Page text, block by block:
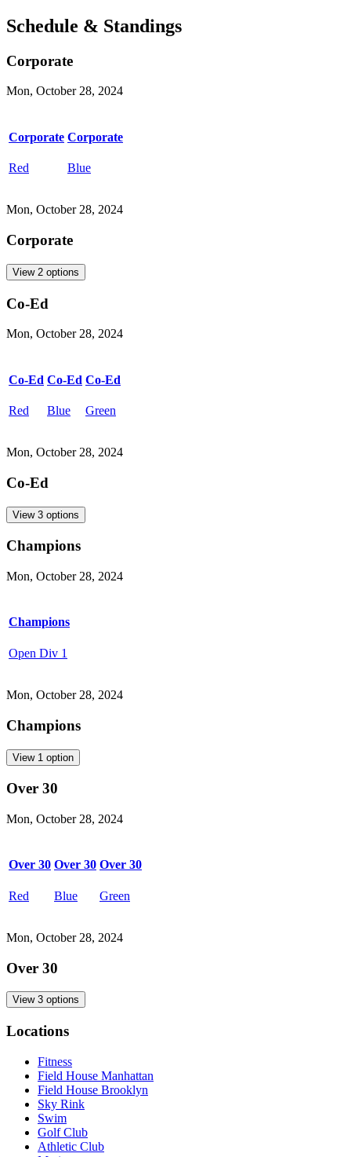
Schedule & Standings​​​​‌ ‍ ​‍​‍‌‍ ‌ ​‍‌‍‍‌‌‍‌ ‌‍‍‌‌‍ ‍​‍​‍​ ‍‍​‍​‍‌ ​ ‌‍​‌‌‍ ‍‌‍‍‌‌ ‌​‌ ‍‌​‍ ‍‌‍‍‌‌‍ ​‍​‍​‍ ​​‍​‍‌‍‍​‌ ​‍‌‍‌‌‌‍‌‍​‍​‍​ ‍‍​‍​‍‌‍‍​‌ ‌​‌ ‌​‌ ​​‌ ​ ​ ‍‍​‍ ​‍ ‌‍​ ‌‍‍​‌‍‌‌‌‍ ​‌ ​ ‌‍‌‌‌‍​‌‌ ​​‌‍‍‌‌‍‌‌‌ ​‍‌ ​ ​‍ ‍‌ ​ ‌‍​‌‌‍ ‍‌‍‍‌‌ ‌​‌ ‍‌​‍ ‍‌ ​ ‌ ‌​‌ ‌‌‌‍‌​‌‍‍‌‌‍ ​‍ ‌‍‍‌‌‍ ‍‌ ‌​‌‍‌‌‌‍ ‍‌ ‌​​‍ ‌‍‌‌‌‍‌​‌‍‍‌‌ ‌​​‍ ‌‍ ‌‌‍ ‌‍‌​‌‍‌‌​ ‌‌ ​​‌ ​‍‌‍‌‌‌ ​ ‌‍‌‌‌‍ ‍‌ ‌​‌‍​‌‌ ‌​‌‍‍‌‌‍ ‌‍ ‍​ ‍ ‌‍‍‌‌‍‌​​ ‌​ ‍​‌‍​‍​ ‍​​ ‌​​ ‌ ‌‍‌​‌‍​ ​ ‌‍​‍ ‌‌‍​ ​ ‍​‌‍​‌‌‍‌‌​‍ ‌​ ‌​​ ​​‌‍‌​​ ‌ ​‍ ‌​ ‍‌​ ‌ ‌‍‌‍​ ‌‌​‍ ‌‌‍‌‌​ ‌ ​ ​‍​ ‌​​ ​​‌‍‌‌​ ​‍​ ‌​​ ‌‌​ ‌‌​ ‍​​ ‌‍​ ‍ ‌ ‌​‌ ‍‌‌ ​​‌‍‌‌​ ‌‌ ‌‍‌‍‌‌‌‍ ‍‌ ‌‌‌‍‌‌‌‌​ ‌‍ ​‌ ‌‌‌‍‌ ‌‌​​‌‍​‌‌‍‌ ‌‍‌‌​ ‍ ‌ ​​‌‍​‌‌ ‌​‌‍‍​​ ‌‌ ​​‌‍​‌‌‍‌ ‌‍‌‌‌​​‍‌ ‌‌‌‍‍‌‌‍ ​‌‍‌​‌‍‌‌‌ ​‍​‍‌‌​ ‌‌‌​​‍‌‌ ‌‍‍ ‌‍‌‌‌ ‍‌​‍‌‌​ ​ ‌​‌​​‍‌‌​ ​ ‌​‌​​‍‌‌​ ​‍​ ​‍​ ‌​​ ​​​ ‌‍​ ‌‍​ ​‌​ ‌‌​ ‌‍‌‍​‌‌‍‌​​ ‌​​ ‍‌​ ‌‍​‍‌‌​ ​‍​ ​‍​‍‌‌​ ‌‌‌​‌​​‍ ‍‌ ‌​‌‍‍‌‌ ‌​‌‍ ​‌‍‌‌​ ‌‍​‍‌‍​‌‌ ​ ‌‍‌‌‌‌‌‌‌ ​‍‌‍ ​​ ‌‌‍‍​‌ ‌​‌ ‌​‌ ​​‌ ​ ​‍‌‌​ ​ ‌​​‌​‍‌‌​ ​‍‌​‌‍​‍‌‌​ ​‍‌​‌‍‌‍​ ‌‍‍​‌‍‌‌‌‍ ​‌ ​ ‌‍‌‌‌‍​‌‌ ​​‌‍‍‌‌‍‌‌‌ ​‍‌ ​ ​‍ ‍‌ ​ ‌‍​‌‌‍ ‍‌‍‍‌‌ ‌​‌ ‍‌​‍ ‍‌ ​ ‌ ‌​‌ ‌‌‌‍‌​‌‍‍‌‌‍ ​‍‌‍‌‍‍‌‌‍‌​​ ‌​ ‍​‌‍​‍​ ‍​​ ‌​​ ‌ ‌‍‌​‌‍​ ​ ‌‍​‍ ‌‌‍​ ​ ‍​‌‍​‌‌‍‌‌​‍ ‌​ ‌​​ ​​‌‍‌​​ ‌ ​‍ ‌​ ‍‌​ ‌ ‌‍‌‍​ ‌‌​‍ ‌‌‍‌‌​ ‌ ​ ​‍​ ‌​​ ​​‌‍‌‌​ ​‍​ ‌​​ ‌‌​ ‌‌​ ‍​​ ‌‍​‍‌‍‌ ‌​‌ ‍‌‌ ​​‌‍‌‌​ ‌‌ ‌‍‌‍‌‌‌‍ ‍‌ ‌‌‌‍‌‌‌‌​ ‌‍ ​‌ ‌‌‌‍‌ ‌‌​​‌‍​‌‌‍‌ ‌‍‌‌​‍‌‍‌ ​​‌‍​‌‌ ‌​‌‍‍​​ ‌‌ ​​‌‍​‌‌‍‌ ‌‍‌‌‌​​‍‌ ‌‌‌‍‍‌‌‍ ​‌‍‌​‌‍‌‌‌ ​‍​‍‌‌​ ‌‌‌​​‍‌‌ ‌‍‍ ‌‍‌‌‌ ‍‌​‍‌‌​ ​ ‌​‌​​‍‌‌​ ​ ‌​‌​​‍‌‌​ ​‍​ ​‍​ ‌​​ ​​​ ‌‍​ ‌‍​ ​‌​ ‌‌​ ‌‍‌‍​‌‌‍‌​​ ‌​​ ‍‌​ ‌‍​‍‌‌​ ​‍​ ​‍​‍‌‌​ ‌‌‌​‌​​‍ ‍‌ ‌​‌‍‍‌‌ ‌​‌‍ ​‌‍‌‌​‍‌‍‌ ​​‌‍‌‌‌ ​‍‌ ​ ‌ ​​‌‍‌‌‌‍​ ‌ ‌​‌‍‍‌‌ ‌‍‌‍‌‌​ ‌‌ ​​‌ ‌‌‌‍​‍‌‍ ​‌‍‍‌‌ ​ ‌‍‍​‌‍‌‌‌‍‌​​‍​‍‌ ‌
Corporate​​​​‌ ‍ ​‍​‍‌‍ ‌ ​‍‌‍‍‌‌‍‌ ‌‍‍‌‌‍ ‍​‍​‍​ ‍‍​‍​‍‌ ​ ‌‍​‌‌‍ ‍‌‍‍‌‌ ‌​‌ ‍‌​‍ ‍‌‍‍‌‌‍ ​‍​‍​‍ ​​‍​‍‌‍‍​‌ ​‍‌‍‌‌‌‍‌‍​‍​‍​ ‍‍​‍​‍‌‍‍​‌ ‌​‌ ‌​‌ ​​‌ ​ ​ ‍‍​‍ ​‍ ‌‍​ ‌‍‍​‌‍‌‌‌‍ ​‌ ​ ‌‍‌‌‌‍​‌‌ ​​‌‍‍‌‌‍‌‌‌ ​‍‌ ​ ​‍ ‍‌ ​ ‌‍​‌‌‍ ‍‌‍‍‌‌ ‌​‌ ‍‌​‍ ‍‌ ​ ‌ ‌​‌ ‌‌‌‍‌​‌‍‍‌‌‍ ​‍ ‌‍‍‌‌‍ ‍‌ ‌​‌‍‌‌‌‍ ‍‌ ‌​​‍ ‌‍‌‌‌‍‌​‌‍‍‌‌ ‌​​‍ ‌‍ ‌‌‍ ‌‍‌​‌‍‌‌​ ‌‌ ​​‌ ​‍‌‍‌‌‌ ​ ‌‍‌‌‌‍ ‍‌ ‌​‌‍​‌‌ ‌​‌‍‍‌‌‍ ‌‍ ‍​ ‍ ‌‍‍‌‌‍‌​​ ‌​ ‍​‌‍​‍​ ‍​​ ‌​​ ‌ ‌‍‌​‌‍​ ​ ‌‍​‍ ‌‌‍​ ​ ‍​‌‍​‌‌‍‌‌​‍ ‌​ ‌​​ ​​‌‍‌​​ ‌ ​‍ ‌​ ‍‌​ ‌ ‌‍‌‍​ ‌‌​‍ ‌‌‍‌‌​ ‌ ​ ​‍​ ‌​​ ​​‌‍‌‌​ ​‍​ ‌​​ ‌‌​ ‌‌​ ‍​​ ‌‍​ ‍ ‌ ‌​‌ ‍‌‌ ​​‌‍‌‌​ ‌‌ ‌‍‌‍‌‌‌‍ ‍‌ ‌‌‌‍‌‌‌‌​ ‌‍ ​‌ ‌‌‌‍‌ ‌‌​​‌‍​‌‌‍‌ ‌‍‌‌​ ‍ ‌ ​​‌‍​‌‌ ‌​‌‍‍​​ ‌‌ ​​‌‍​‌‌‍‌ ‌‍‌‌‌​​‍‌ ‌‌‌‍‍‌‌‍ ​‌‍‌​‌‍‌‌‌ ​‍​‍‌‌​ ‌‌‌​​‍‌‌ ‌‍‍ ‌‍‌‌‌ ‍‌​‍‌‌​ ​ ‌​‌​​‍‌‌​ ​ ‌​‌​​‍‌‌​ ​‍​ ​‍​ ‌​​ ​​​ ‌‍​ ‌‍​ ​‌​ ‌‌​ ‌‍‌‍​‌‌‍‌​​ ‌​​ ‍‌​ ‌‍​‍‌‌​ ​‍​ ​‍​‍‌‌​ ‌‌‌​‌​​‍ ‍‌‍‌​‌‍​‌‌ ‌​‌‍‌‌‌‌​ ‌‍‌‌‌‍​ ‌ ‌​‌‍‍‌‌‍ ‌‍ ‍‌ ​ ​‍‌‌​ ‌‌‌​​‍‌‌ ‌‍‍ ‌‍‌‌‌ ‍‌​‍‌‌​ ​ ‌​‌​​‍‌‌​ ​ ‌​‌​​‍‌‌​ ​‍​ ​‍‌‍​‌​ ‌​​ ​​‌‍​‍​ ​‌​ ​​​ ​‌​ ‍​‌‍‌​‌‍​‍‌‍‌‌‌‍​ ​‍‌‌​ ​‍​ ​‍​‍‌‌​ ‌‌‌​‌​​‍ ‍‌‍‌​‌‍​‌‌ ‌​‌‍‌‌‌​ ‍‌‍​‌‌‍ ‌‌‍‌‌​ ‌‍​‍‌‍​‌‌ ​ ‌‍‌‌‌‌‌‌‌ ​‍‌‍ ​​ ‌‌‍‍​‌ ‌​‌ ‌​‌ ​​‌ ​ ​‍‌‌​ ​ ‌​​‌​‍‌‌​ ​‍‌​‌‍​‍‌‌​ ​‍‌​‌‍‌‍​ ‌‍‍​‌‍‌‌‌‍ ​‌ ​ ‌‍‌‌‌‍​‌‌ ​​‌‍‍‌‌‍‌‌‌ ​‍‌ ​ ​‍ ‍‌ ​ ‌‍​‌‌‍ ‍‌‍‍‌‌ ‌​‌ ‍‌​‍ ‍‌ ​ ‌ ‌​‌ ‌‌‌‍‌​‌‍‍‌‌‍ ​‍‌‍‌‍‍‌‌‍‌​​ ‌​ ‍​‌‍​‍​ ‍​​ ‌​​ ‌ ‌‍‌​‌‍​ ​ ‌‍​‍ ‌‌‍​ ​ ‍​‌‍​‌‌‍‌‌​‍ ‌​ ‌​​ ​​‌‍‌​​ ‌ ​‍ ‌​ ‍‌​ ‌ ‌‍‌‍​ ‌‌​‍ ‌‌‍‌‌​ ‌ ​ ​‍​ ‌​​ ​​‌‍‌‌​ ​‍​ ‌​​ ‌‌​ ‌‌​ ‍​​ ‌‍​‍‌‍‌ ‌​‌ ‍‌‌ ​​‌‍‌‌​ ‌‌ ‌‍‌‍‌‌‌‍ ‍‌ ‌‌‌‍‌‌‌‌​ ‌‍ ​‌ ‌‌‌‍‌ ‌‌​​‌‍​‌‌‍‌ ‌‍‌‌​‍‌‍‌ ​​‌‍​‌‌ ‌​‌‍‍​​ ‌‌ ​​‌‍​‌‌‍‌ ‌‍‌‌‌​​‍‌ ‌‌‌‍‍‌‌‍ ​‌‍‌​‌‍‌‌‌ ​‍​‍‌‌​ ‌‌‌​​‍‌‌ ‌‍‍ ‌‍‌‌‌ ‍‌​‍‌‌​ ​ ‌​‌​​‍‌‌​ ​ ‌​‌​​‍‌‌​ ​‍​ ​‍​ ‌​​ ​​​ ‌‍​ ‌‍​ ​‌​ ‌‌​ ‌‍‌‍​‌‌‍‌​​ ‌​​ ‍‌​ ‌‍​‍‌‌​ ​‍​ ​‍​‍‌‌​ ‌‌‌​‌​​‍ ‍‌‍‌​‌‍​‌‌ ‌​‌‍‌‌‌‌​ ‌‍‌‌‌‍​ ‌ ‌​‌‍‍‌‌‍ ‌‍ ‍‌ ​ ​‍‌‌​ ‌‌‌​​‍‌‌ ‌‍‍ ‌‍‌‌‌ ‍‌​‍‌‌​ ​ ‌​‌​​‍‌‌​ ​ ‌​‌​​‍‌‌​ ​‍​ ​‍‌‍​‌​ ‌​​ ​​‌‍​‍​ ​‌​ ​​​ ​‌​ ‍​‌‍‌​‌‍​‍‌‍‌‌‌‍​ ​‍‌‌​ ​‍​ ​‍​‍‌‌​ ‌‌‌​‌​​‍ ‍‌‍‌​‌‍​‌‌ ‌​‌‍‌‌‌​ ‍‌‍​‌‌‍ ‌‌‍‌‌​‍‌‍‌ ​​‌‍‌‌‌ ​‍‌ ​ ‌ ​​‌‍‌‌‌‍​ ‌ ‌​‌‍‍‌‌ ‌‍‌‍‌‌​ ‌‌ ​​‌ ‌‌‌‍​‍‌‍ ​‌‍‍‌‌ ​ ‌‍‍​‌‍‌‌‌‍‌​​‍​‍‌ ‌
Mon, October 28, 2024
Corporate​​​​‌ ‍ ​‍​‍‌‍ ‌ ​‍‌‍‍‌‌‍‌ ‌‍‍‌‌‍ ‍​‍​‍​ ‍‍​‍​‍‌ ​ ‌‍​‌‌‍ ‍‌‍‍‌‌ ‌​‌ ‍‌​‍ ‍‌‍‍‌‌‍ ​‍​‍​‍ ​​‍​‍‌‍‍​‌ ​‍‌‍‌‌‌‍‌‍​‍​‍​ ‍‍​‍​‍‌‍‍​‌ ‌​‌ ‌​‌ ​​‌ ​ ​ ‍‍​‍ ​‍ ‌‍​ ‌‍‍​‌‍‌‌‌‍ ​‌ ​ ‌‍‌‌‌‍​‌‌ ​​‌‍‍‌‌‍‌‌‌ ​‍‌ ​ ​‍ ‍‌ ​ ‌‍​‌‌‍ ‍‌‍‍‌‌ ‌​‌ ‍‌​‍ ‍‌ ​ ‌ ‌​‌ ‌‌‌‍‌​‌‍‍‌‌‍ ​‍ ‌‍‍‌‌‍ ‍‌ ‌​‌‍‌‌‌‍ ‍‌ ‌​​‍ ‌‍‌‌‌‍‌​‌‍‍‌‌ ‌​​‍ ‌‍ ‌‌‍ ‌‍‌​‌‍‌‌​ ‌‌ ​​‌ ​‍‌‍‌‌‌ ​ ‌‍‌‌‌‍ ‍‌ ‌​‌‍​‌‌ ‌​‌‍‍‌‌‍ ‌‍ ‍​ ‍ ‌‍‍‌‌‍‌​​ ‌​ ‍​‌‍​‍​ ‍​​ ‌​​ ‌ ‌‍‌​‌‍​ ​ ‌‍​‍ ‌‌‍​ ​ ‍​‌‍​‌‌‍‌‌​‍ ‌​ ‌​​ ​​‌‍‌​​ ‌ ​‍ ‌​ ‍‌​ ‌ ‌‍‌‍​ ‌‌​‍ ‌‌‍‌‌​ ‌ ​ ​‍​ ‌​​ ​​‌‍‌‌​ ​‍​ ‌​​ ‌‌​ ‌‌​ ‍​​ ‌‍​ ‍ ‌ ‌​‌ ‍‌‌ ​​‌‍‌‌​ ‌‌ ‌‍‌‍‌‌‌‍ ‍‌ ‌‌‌‍‌‌‌‌​ ‌‍ ​‌ ‌‌‌‍‌ ‌‌​​‌‍​‌‌‍‌ ‌‍‌‌​ ‍ ‌ ​​‌‍​‌‌ ‌​‌‍‍​​ ‌‌ ​​‌‍​‌‌‍‌ ‌‍‌‌‌​​‍‌ ‌‌‌‍‍‌‌‍ ​‌‍‌​‌‍‌‌‌ ​‍​‍‌‌​ ‌‌‌​​‍‌‌ ‌‍‍ ‌‍‌‌‌ ‍‌​‍‌‌​ ​ ‌​‌​​‍‌‌​ ​ ‌​‌​​‍‌‌​ ​‍​ ​‍​ ‌​​ ​​​ ‌‍​ ‌‍​ ​‌​ ‌‌​ ‌‍‌‍​‌‌‍‌​​ ‌​​ ‍‌​ ‌‍​‍‌‌​ ​‍​ ​‍​‍‌‌​ ‌‌‌​‌​​‍ ‍‌‍‌​‌‍​‌‌ ‌​‌‍‌‌‌‌​ ‌‍‌‌‌‍​ ‌ ‌​‌‍‍‌‌‍ ‌‍ ‍‌ ​ ​‍‌‌​ ‌‌‌​​‍‌‌ ‌‍‍ ‌‍‌‌‌ ‍‌​‍‌‌​ ​ ‌​‌​​‍‌‌​ ​ ‌​‌​​‍‌‌​ ​‍​ ​‍‌‍​‌​ ‌​​ ​​‌‍​‍​ ​‌​ ​​​ ​‌​ ‍​‌‍‌​‌‍​‍‌‍‌‌‌‍​ ​‍‌‌​ ​‍​ ​‍​‍‌‌​ ‌‌‌​‌​​‍ ‍‌‍​ ‌‍​‌‌ ​‍‌‍‌​‌ ​ ​‍‌‌​ ‌‌‌​​‍‌‌ ‌‍‍ ‌‍‌‌‌ ‍‌​‍‌‌​ ​ ‌​‌​​‍‌‌​ ​ ‌​‌​​‍‌‌​ ​‍​ ​‍‌‍​‍​ ​ ​ ​‌​ ​​​ ‍‌‌‍‌‍‌‍​ ​ ​ ‌‍‌​​ ​​‌‍​‍‌‍​ ​‍‌‌​ ​‍​ ​‍​‍‌‌​ ‌‌‌​‌​​‍ ‍‌ ‌​‌‍‍‌‌ ‌​‌‍ ​‌‍‌‌​ ‌‍​‍‌‍​‌‌ ​ ‌‍‌‌‌‌‌‌‌ ​‍‌‍ ​​ ‌‌‍‍​‌ ‌​‌ ‌​‌ ​​‌ ​ ​‍‌‌​ ​ ‌​​‌​‍‌‌​ ​‍‌​‌‍​‍‌‌​ ​‍‌​‌‍‌‍​ ‌‍‍​‌‍‌‌‌‍ ​‌ ​ ‌‍‌‌‌‍​‌‌ ​​‌‍‍‌‌‍‌‌‌ ​‍‌ ​ ​‍ ‍‌ ​ ‌‍​‌‌‍ ‍‌‍‍‌‌ ‌​‌ ‍‌​‍ ‍‌ ​ ‌ ‌​‌ ‌‌‌‍‌​‌‍‍‌‌‍ ​‍‌‍‌‍‍‌‌‍‌​​ ‌​ ‍​‌‍​‍​ ‍​​ ‌​​ ‌ ‌‍‌​‌‍​ ​ ‌‍​‍ ‌‌‍​ ​ ‍​‌‍​‌‌‍‌‌​‍ ‌​ ‌​​ ​​‌‍‌​​ ‌ ​‍ ‌​ ‍‌​ ‌ ‌‍‌‍​ ‌‌​‍ ‌‌‍‌‌​ ‌ ​ ​‍​ ‌​​ ​​‌‍‌‌​ ​‍​ ‌​​ ‌‌​ ‌‌​ ‍​​ ‌‍​‍‌‍‌ ‌​‌ ‍‌‌ ​​‌‍‌‌​ ‌‌ ‌‍‌‍‌‌‌‍ ‍‌ ‌‌‌‍‌‌‌‌​ ‌‍ ​‌ ‌‌‌‍‌ ‌‌​​‌‍​‌‌‍‌ ‌‍‌‌​‍‌‍‌ ​​‌‍​‌‌ ‌​‌‍‍​​ ‌‌ ​​‌‍​‌‌‍‌ ‌‍‌‌‌​​‍‌ ‌‌‌‍‍‌‌‍ ​‌‍‌​‌‍‌‌‌ ​‍​‍‌‌​ ‌‌‌​​‍‌‌ ‌‍‍ ‌‍‌‌‌ ‍‌​‍‌‌​ ​ ‌​‌​​‍‌‌​ ​ ‌​‌​​‍‌‌​ ​‍​ ​‍​ ‌​​ ​​​ ‌‍​ ‌‍​ ​‌​ ‌‌​ ‌‍‌‍​‌‌‍‌​​ ‌​​ ‍‌​ ‌‍​‍‌‌​ ​‍​ ​‍​‍‌‌​ ‌‌‌​‌​​‍ ‍‌‍‌​‌‍​‌‌ ‌​‌‍‌‌‌‌​ ‌‍‌‌‌‍​ ‌ ‌​‌‍‍‌‌‍ ‌‍ ‍‌ ​ ​‍‌‌​ ‌‌‌​​‍‌‌ ‌‍‍ ‌‍‌‌‌ ‍‌​‍‌‌​ ​ ‌​‌​​‍‌‌​ ​ ‌​‌​​‍‌‌​ ​‍​ ​‍‌‍​‌​ ‌​​ ​​‌‍​‍​ ​‌​ ​​​ ​‌​ ‍​‌‍‌​‌‍​‍‌‍‌‌‌‍​ ​‍‌‌​ ​‍​ ​‍​‍‌‌​ ‌‌‌​‌​​‍ ‍‌‍​ ‌‍​‌‌ ​‍‌‍‌​‌ ​ ​‍‌‌​ ‌‌‌​​‍‌‌ ‌‍‍ ‌‍‌‌‌ ‍‌​‍‌‌​ ​ ‌​‌​​‍‌‌​ ​ ‌​‌​​‍‌‌​ ​‍​ ​‍‌‍​‍​ ​ ​ ​‌​ ​​​ ‍‌‌‍‌‍‌‍​ ​ ​ ‌‍‌​​ ​​‌‍​‍‌‍​ ​‍‌‌​ ​‍​ ​‍​‍‌‌​ ‌‌‌​‌​​‍ ‍‌ ‌​‌‍‍‌‌ ‌​‌‍ ​‌‍‌‌​‍‌‍‌ ​​‌‍‌‌‌ ​‍‌ ​ ‌ ​​‌‍‌‌‌‍​ ‌ ‌​‌‍‍‌‌ ‌‍‌‍‌‌​ ‌‌ ​​‌ ‌‌‌‍​‍‌‍ ​‌‍‍‌‌ ​ ‌‍‍​‌‍‌‌‌‍‌​​‍​‍‌ ‌
Red​​​​‌ ‍ ​‍​‍‌‍ ‌ ​‍‌‍‍‌‌‍‌ ‌‍‍‌‌‍ ‍​‍​‍​ ‍‍​‍​‍‌ ​ ‌‍​‌‌‍ ‍‌‍‍‌‌ ‌​‌ ‍‌​‍ ‍‌‍‍‌‌‍ ​‍​‍​‍ ​​‍​‍‌‍‍​‌ ​‍‌‍‌‌‌‍‌‍​‍​‍​ ‍‍​‍​‍‌‍‍​‌ ‌​‌ ‌​‌ ​​‌ ​ ​ ‍‍​‍ ​‍ ‌‍​ ‌‍‍​‌‍‌‌‌‍ ​‌ ​ ‌‍‌‌‌‍​‌‌ ​​‌‍‍‌‌‍‌‌‌ ​‍‌ ​ ​‍ ‍‌ ​ ‌‍​‌‌‍ ‍‌‍‍‌‌ ‌​‌ ‍‌​‍ ‍‌ ​ ‌ ‌​‌ ‌‌‌‍‌​‌‍‍‌‌‍ ​‍ ‌‍‍‌‌‍ ‍‌ ‌​‌‍‌‌‌‍ ‍‌ ‌​​‍ ‌‍‌‌‌‍‌​‌‍‍‌‌ ‌​​‍ ‌‍ ‌‌‍ ‌‍‌​‌‍‌‌​ ‌‌ ​​‌ ​‍‌‍‌‌‌ ​ ‌‍‌‌‌‍ ‍‌ ‌​‌‍​‌‌ ‌​‌‍‍‌‌‍ ‌‍ ‍​ ‍ ‌‍‍‌‌‍‌​​ ‌​ ‍​‌‍​‍​ ‍​​ ‌​​ ‌ ‌‍‌​‌‍​ ​ ‌‍​‍ ‌‌‍​ ​ ‍​‌‍​‌‌‍‌‌​‍ ‌​ ‌​​ ​​‌‍‌​​ ‌ ​‍ ‌​ ‍‌​ ‌ ‌‍‌‍​ ‌‌​‍ ‌‌‍‌‌​ ‌ ​ ​‍​ ‌​​ ​​‌‍‌‌​ ​‍​ ‌​​ ‌‌​ ‌‌​ ‍​​ ‌‍​ ‍ ‌ ‌​‌ ‍‌‌ ​​‌‍‌‌​ ‌‌ ‌‍‌‍‌‌‌‍ ‍‌ ‌‌‌‍‌‌‌‌​ ‌‍ ​‌ ‌‌‌‍‌ ‌‌​​‌‍​‌‌‍‌ ‌‍‌‌​ ‍ ‌ ​​‌‍​‌‌ ‌​‌‍‍​​ ‌‌ ​​‌‍​‌‌‍‌ ‌‍‌‌‌​​‍‌ ‌‌‌‍‍‌‌‍ ​‌‍‌​‌‍‌‌‌ ​‍​‍‌‌​ ‌‌‌​​‍‌‌ ‌‍‍ ‌‍‌‌‌ ‍‌​‍‌‌​ ​ ‌​‌​​‍‌‌​ ​ ‌​‌​​‍‌‌​ ​‍​ ​‍​ ‌​​ ​​​ ‌‍​ ‌‍​ ​‌​ ‌‌​ ‌‍‌‍​‌‌‍‌​​ ‌​​ ‍‌​ ‌‍​‍‌‌​ ​‍​ ​‍​‍‌‌​ ‌‌‌​‌​​‍ ‍‌‍‌​‌‍​‌‌ ‌​‌‍‌‌‌‌​ ‌‍‌‌‌‍​ ‌ ‌​‌‍‍‌‌‍ ‌‍ ‍‌ ​ ​‍‌‌​ ‌‌‌​​‍‌‌ ‌‍‍ ‌‍‌‌‌ ‍‌​‍‌‌​ ​ ‌​‌​​‍‌‌​ ​ ‌​‌​​‍‌‌​ ​‍​ ​‍‌‍​‌​ ‌​​ ​​‌‍​‍​ ​‌​ ​​​ ​‌​ ‍​‌‍‌​‌‍​‍‌‍‌‌‌‍​ ​‍‌‌​ ​‍​ ​‍​‍‌‌​ ‌‌‌​‌​​‍ ‍‌‍​ ‌‍​‌‌ ​‍‌‍‌​‌ ​ ​‍‌‌​ ‌‌‌​​‍‌‌ ‌‍‍ ‌‍‌‌‌ ‍‌​‍‌‌​ ​ ‌​‌​​‍‌‌​ ​ ‌​‌​​‍‌‌​ ​‍​ ​‍‌‍​‍​ ​ ​ ​‌​ ​​​ ‍‌‌‍‌‍‌‍​ ​ ​ ‌‍‌​​ ​​‌‍​‍‌‍​ ​‍‌‌​ ​‍​ ​‍​‍‌‌​ ‌‌‌​‌​​‍ ‍‌‍‌​‌‍‌‌‌ ​ ‌‍​ ‌ ​‍‌‍‍‌‌ ​​‌ ‌​‌‍‍‌‌‍ ‌‍ ‍​‍ ‍‌ ‌​‌‍‌‌‌ ‍​‌ ‌​​ ‌‍​‍‌‍​‌‌ ​ ‌‍‌‌‌‌‌‌‌ ​‍‌‍ ​​ ‌‌‍‍​‌ ‌​‌ ‌​‌ ​​‌ ​ ​‍‌‌​ ​ ‌​​‌​‍‌‌​ ​‍‌​‌‍​‍‌‌​ ​‍‌​‌‍‌‍​ ‌‍‍​‌‍‌‌‌‍ ​‌ ​ ‌‍‌‌‌‍​‌‌ ​​‌‍‍‌‌‍‌‌‌ ​‍‌ ​ ​‍ ‍‌ ​ ‌‍​‌‌‍ ‍‌‍‍‌‌ ‌​‌ ‍‌​‍ ‍‌ ​ ‌ ‌​‌ ‌‌‌‍‌​‌‍‍‌‌‍ ​‍‌‍‌‍‍‌‌‍‌​​ ‌​ ‍​‌‍​‍​ ‍​​ ‌​​ ‌ ‌‍‌​‌‍​ ​ ‌‍​‍ ‌‌‍​ ​ ‍​‌‍​‌‌‍‌‌​‍ ‌​ ‌​​ ​​‌‍‌​​ ‌ ​‍ ‌​ ‍‌​ ‌ ‌‍‌‍​ ‌‌​‍ ‌‌‍‌‌​ ‌ ​ ​‍​ ‌​​ ​​‌‍‌‌​ ​‍​ ‌​​ ‌‌​ ‌‌​ ‍​​ ‌‍​‍‌‍‌ ‌​‌ ‍‌‌ ​​‌‍‌‌​ ‌‌ ‌‍‌‍‌‌‌‍ ‍‌ ‌‌‌‍‌‌‌‌​ ‌‍ ​‌ ‌‌‌‍‌ ‌‌​​‌‍​‌‌‍‌ ‌‍‌‌​‍‌‍‌ ​​‌‍​‌‌ ‌​‌‍‍​​ ‌‌ ​​‌‍​‌‌‍‌ ‌‍‌‌‌​​‍‌ ‌‌‌‍‍‌‌‍ ​‌‍‌​‌‍‌‌‌ ​‍​‍‌‌​ ‌‌‌​​‍‌‌ ‌‍‍ ‌‍‌‌‌ ‍‌​‍‌‌​ ​ ‌​‌​​‍‌‌​ ​ ‌​‌​​‍‌‌​ ​‍​ ​‍​ ‌​​ ​​​ ‌‍​ ‌‍​ ​‌​ ‌‌​ ‌‍‌‍​‌‌‍‌​​ ‌​​ ‍‌​ ‌‍​‍‌‌​ ​‍​ ​‍​‍‌‌​ ‌‌‌​‌​​‍ ‍‌‍‌​‌‍​‌‌ ‌​‌‍‌‌‌‌​ ‌‍‌‌‌‍​ ‌ ‌​‌‍‍‌‌‍ ‌‍ ‍‌ ​ ​‍‌‌​ ‌‌‌​​‍‌‌ ‌‍‍ ‌‍‌‌‌ ‍‌​‍‌‌​ ​ ‌​‌​​‍‌‌​ ​ ‌​‌​​‍‌‌​ ​‍​ ​‍‌‍​‌​ ‌​​ ​​‌‍​‍​ ​‌​ ​​​ ​‌​ ‍​‌‍‌​‌‍​‍‌‍‌‌‌‍​ ​‍‌‌​ ​‍​ ​‍​‍‌‌​ ‌‌‌​‌​​‍ ‍‌‍​ ‌‍​‌‌ ​‍‌‍‌​‌ ​ ​‍‌‌​ ‌‌‌​​‍‌‌ ‌‍‍ ‌‍‌‌‌ ‍‌​‍‌‌​ ​ ‌​‌​​‍‌‌​ ​ ‌​‌​​‍‌‌​ ​‍​ ​‍‌‍​‍​ ​ ​ ​‌​ ​​​ ‍‌‌‍‌‍‌‍​ ​ ​ ‌‍‌​​ ​​‌‍​‍‌‍​ ​‍‌‌​ ​‍​ ​‍​‍‌‌​ ‌‌‌​‌​​‍ ‍‌‍‌​‌‍‌‌‌ ​ ‌‍​ ‌ ​‍‌‍‍‌‌ ​​‌ ‌​‌‍‍‌‌‍ ‌‍ ‍​‍ ‍‌ ‌​‌‍‌‌‌ ‍​‌ ‌​​‍‌‍‌ ​​‌‍‌‌‌ ​‍‌ ​ ‌ ​​‌‍‌‌‌‍​ ‌ ‌​‌‍‍‌‌ ‌‍‌‍‌‌​ ‌‌ ​​‌ ‌‌‌‍​‍‌‍ ​‌‍‍‌‌ ​ ‌‍‍​‌‍‌‌‌‍‌​​‍​‍‌ ‌
Corporate​​​​‌ ‍ ​‍​‍‌‍ ‌ ​‍‌‍‍‌‌‍‌ ‌‍‍‌‌‍ ‍​‍​‍​ ‍‍​‍​‍‌ ​ ‌‍​‌‌‍ ‍‌‍‍‌‌ ‌​‌ ‍‌​‍ ‍‌‍‍‌‌‍ ​‍​‍​‍ ​​‍​‍‌‍‍​‌ ​‍‌‍‌‌‌‍‌‍​‍​‍​ ‍‍​‍​‍‌‍‍​‌ ‌​‌ ‌​‌ ​​‌ ​ ​ ‍‍​‍ ​‍ ‌‍​ ‌‍‍​‌‍‌‌‌‍ ​‌ ​ ‌‍‌‌‌‍​‌‌ ​​‌‍‍‌‌‍‌‌‌ ​‍‌ ​ ​‍ ‍‌ ​ ‌‍​‌‌‍ ‍‌‍‍‌‌ ‌​‌ ‍‌​‍ ‍‌ ​ ‌ ‌​‌ ‌‌‌‍‌​‌‍‍‌‌‍ ​‍ ‌‍‍‌‌‍ ‍‌ ‌​‌‍‌‌‌‍ ‍‌ ‌​​‍ ‌‍‌‌‌‍‌​‌‍‍‌‌ ‌​​‍ ‌‍ ‌‌‍ ‌‍‌​‌‍‌‌​ ‌‌ ​​‌ ​‍‌‍‌‌‌ ​ ‌‍‌‌‌‍ ‍‌ ‌​‌‍​‌‌ ‌​‌‍‍‌‌‍ ‌‍ ‍​ ‍ ‌‍‍‌‌‍‌​​ ‌​ ‍​‌‍​‍​ ‍​​ ‌​​ ‌ ‌‍‌​‌‍​ ​ ‌‍​‍ ‌‌‍​ ​ ‍​‌‍​‌‌‍‌‌​‍ ‌​ ‌​​ ​​‌‍‌​​ ‌ ​‍ ‌​ ‍‌​ ‌ ‌‍‌‍​ ‌‌​‍ ‌‌‍‌‌​ ‌ ​ ​‍​ ‌​​ ​​‌‍‌‌​ ​‍​ ‌​​ ‌‌​ ‌‌​ ‍​​ ‌‍​ ‍ ‌ ‌​‌ ‍‌‌ ​​‌‍‌‌​ ‌‌ ‌‍‌‍‌‌‌‍ ‍‌ ‌‌‌‍‌‌‌‌​ ‌‍ ​‌ ‌‌‌‍‌ ‌‌​​‌‍​‌‌‍‌ ‌‍‌‌​ ‍ ‌ ​​‌‍​‌‌ ‌​‌‍‍​​ ‌‌ ​​‌‍​‌‌‍‌ ‌‍‌‌‌​​‍‌ ‌‌‌‍‍‌‌‍ ​‌‍‌​‌‍‌‌‌ ​‍​‍‌‌​ ‌‌‌​​‍‌‌ ‌‍‍ ‌‍‌‌‌ ‍‌​‍‌‌​ ​ ‌​‌​​‍‌‌​ ​ ‌​‌​​‍‌‌​ ​‍​ ​‍​ ‌​​ ​​​ ‌‍​ ‌‍​ ​‌​ ‌‌​ ‌‍‌‍​‌‌‍‌​​ ‌​​ ‍‌​ ‌‍​‍‌‌​ ​‍​ ​‍​‍‌‌​ ‌‌‌​‌​​‍ ‍‌‍‌​‌‍​‌‌ ‌​‌‍‌‌‌‌​ ‌‍‌‌‌‍​ ‌ ‌​‌‍‍‌‌‍ ‌‍ ‍‌ ​ ​‍‌‌​ ‌‌‌​​‍‌‌ ‌‍‍ ‌‍‌‌‌ ‍‌​‍‌‌​ ​ ‌​‌​​‍‌‌​ ​ ‌​‌​​‍‌‌​ ​‍​ ​‍‌‍​‌​ ‌​​ ​​‌‍​‍​ ​‌​ ​​​ ​‌​ ‍​‌‍‌​‌‍​‍‌‍‌‌‌‍​ ​‍‌‌​ ​‍​ ​‍​‍‌‌​ ‌‌‌​‌​​‍ ‍‌‍​ ‌‍​‌‌ ​‍‌‍‌​‌ ​ ​‍‌‌​ ‌‌‌​​‍‌‌ ‌‍‍ ‌‍‌‌‌ ‍‌​‍‌‌​ ​ ‌​‌​​‍‌‌​ ​ ‌​‌​​‍‌‌​ ​‍​ ​‍‌‍‌‍​ ‌‌​ ‌​​ ​ ‌‍​‌‌‍‌‍​ ​‌​ ‍​‌‍​‍​ ​ ​ ​​​ ‌ ​ ‌ ​ ​‍​ ‍​​ ​‍​ ​‌​ ‌‍​ ‍​‌‍​ ​ ‍‌‌‍‌‌​ ‌‌​ ‍​​ ‍‌​ ‌ ​ ​ ‌‍​ ‌‍​‍‌‍‌​​ ​ ​ ‌​​‍‌‌​ ​‍​ ​‍​‍‌‌​ ‌‌‌​‌​​‍ ‍‌ ‌​‌‍‍‌‌ ‌​‌‍ ​‌‍‌‌​ ‌‍​‍‌‍​‌‌ ​ ‌‍‌‌‌‌‌‌‌ ​‍‌‍ ​​ ‌‌‍‍​‌ ‌​‌ ‌​‌ ​​‌ ​ ​‍‌‌​ ​ ‌​​‌​‍‌‌​ ​‍‌​‌‍​‍‌‌​ ​‍‌​‌‍‌‍​ ‌‍‍​‌‍‌‌‌‍ ​‌ ​ ‌‍‌‌‌‍​‌‌ ​​‌‍‍‌‌‍‌‌‌ ​‍‌ ​ ​‍ ‍‌ ​ ‌‍​‌‌‍ ‍‌‍‍‌‌ ‌​‌ ‍‌​‍ ‍‌ ​ ‌ ‌​‌ ‌‌‌‍‌​‌‍‍‌‌‍ ​‍‌‍‌‍‍‌‌‍‌​​ ‌​ ‍​‌‍​‍​ ‍​​ ‌​​ ‌ ‌‍‌​‌‍​ ​ ‌‍​‍ ‌‌‍​ ​ ‍​‌‍​‌‌‍‌‌​‍ ‌​ ‌​​ ​​‌‍‌​​ ‌ ​‍ ‌​ ‍‌​ ‌ ‌‍‌‍​ ‌‌​‍ ‌‌‍‌‌​ ‌ ​ ​‍​ ‌​​ ​​‌‍‌‌​ ​‍​ ‌​​ ‌‌​ ‌‌​ ‍​​ ‌‍​‍‌‍‌ ‌​‌ ‍‌‌ ​​‌‍‌‌​ ‌‌ ‌‍‌‍‌‌‌‍ ‍‌ ‌‌‌‍‌‌‌‌​ ‌‍ ​‌ ‌‌‌‍‌ ‌‌​​‌‍​‌‌‍‌ ‌‍‌‌​‍‌‍‌ ​​‌‍​‌‌ ‌​‌‍‍​​ ‌‌ ​​‌‍​‌‌‍‌ ‌‍‌‌‌​​‍‌ ‌‌‌‍‍‌‌‍ ​‌‍‌​‌‍‌‌‌ ​‍​‍‌‌​ ‌‌‌​​‍‌‌ ‌‍‍ ‌‍‌‌‌ ‍‌​‍‌‌​ ​ ‌​‌​​‍‌‌​ ​ ‌​‌​​‍‌‌​ ​‍​ ​‍​ ‌​​ ​​​ ‌‍​ ‌‍​ ​‌​ ‌‌​ ‌‍‌‍​‌‌‍‌​​ ‌​​ ‍‌​ ‌‍​‍‌‌​ ​‍​ ​‍​‍‌‌​ ‌‌‌​‌​​‍ ‍‌‍‌​‌‍​‌‌ ‌​‌‍‌‌‌‌​ ‌‍‌‌‌‍​ ‌ ‌​‌‍‍‌‌‍ ‌‍ ‍‌ ​ ​‍‌‌​ ‌‌‌​​‍‌‌ ‌‍‍ ‌‍‌‌‌ ‍‌​‍‌‌​ ​ ‌​‌​​‍‌‌​ ​ ‌​‌​​‍‌‌​ ​‍​ ​‍‌‍​‌​ ‌​​ ​​‌‍​‍​ ​‌​ ​​​ ​‌​ ‍​‌‍‌​‌‍​‍‌‍‌‌‌‍​ ​‍‌‌​ ​‍​ ​‍​‍‌‌​ ‌‌‌​‌​​‍ ‍‌‍​ ‌‍​‌‌ ​‍‌‍‌​‌ ​ ​‍‌‌​ ‌‌‌​​‍‌‌ ‌‍‍ ‌‍‌‌‌ ‍‌​‍‌‌​ ​ ‌​‌​​‍‌‌​ ​ ‌​‌​​‍‌‌​ ​‍​ ​‍‌‍‌‍​ ‌‌​ ‌​​ ​ ‌‍​‌‌‍‌‍​ ​‌​ ‍​‌‍​‍​ ​ ​ ​​​ ‌ ​ ‌ ​ ​‍​ ‍​​ ​‍​ ​‌​ ‌‍​ ‍​‌‍​ ​ ‍‌‌‍‌‌​ ‌‌​ ‍​​ ‍‌​ ‌ ​ ​ ‌‍​ ‌‍​‍‌‍‌​​ ​ ​ ‌​​‍‌‌​ ​‍​ ​‍​‍‌‌​ ‌‌‌​‌​​‍ ‍‌ ‌​‌‍‍‌‌ ‌​‌‍ ​‌‍‌‌​‍‌‍‌ ​​‌‍‌‌‌ ​‍‌ ​ ‌ ​​‌‍‌‌‌‍​ ‌ ‌​‌‍‍‌‌ ‌‍‌‍‌‌​ ‌‌ ​​‌ ‌‌‌‍​‍‌‍ ​‌‍‍‌‌ ​ ‌‍‍​‌‍‌‌‌‍‌​​‍​‍‌ ‌
Blue​​​​‌ ‍ ​‍​‍‌‍ ‌ ​‍‌‍‍‌‌‍‌ ‌‍‍‌‌‍ ‍​‍​‍​ ‍‍​‍​‍‌ ​ ‌‍​‌‌‍ ‍‌‍‍‌‌ ‌​‌ ‍‌​‍ ‍‌‍‍‌‌‍ ​‍​‍​‍ ​​‍​‍‌‍‍​‌ ​‍‌‍‌‌‌‍‌‍​‍​‍​ ‍‍​‍​‍‌‍‍​‌ ‌​‌ ‌​‌ ​​‌ ​ ​ ‍‍​‍ ​‍ ‌‍​ ‌‍‍​‌‍‌‌‌‍ ​‌ ​ ‌‍‌‌‌‍​‌‌ ​​‌‍‍‌‌‍‌‌‌ ​‍‌ ​ ​‍ ‍‌ ​ ‌‍​‌‌‍ ‍‌‍‍‌‌ ‌​‌ ‍‌​‍ ‍‌ ​ ‌ ‌​‌ ‌‌‌‍‌​‌‍‍‌‌‍ ​‍ ‌‍‍‌‌‍ ‍‌ ‌​‌‍‌‌‌‍ ‍‌ ‌​​‍ ‌‍‌‌‌‍‌​‌‍‍‌‌ ‌​​‍ ‌‍ ‌‌‍ ‌‍‌​‌‍‌‌​ ‌‌ ​​‌ ​‍‌‍‌‌‌ ​ ‌‍‌‌‌‍ ‍‌ ‌​‌‍​‌‌ ‌​‌‍‍‌‌‍ ‌‍ ‍​ ‍ ‌‍‍‌‌‍‌​​ ‌​ ‍​‌‍​‍​ ‍​​ ‌​​ ‌ ‌‍‌​‌‍​ ​ ‌‍​‍ ‌‌‍​ ​ ‍​‌‍​‌‌‍‌‌​‍ ‌​ ‌​​ ​​‌‍‌​​ ‌ ​‍ ‌​ ‍‌​ ‌ ‌‍‌‍​ ‌‌​‍ ‌‌‍‌‌​ ‌ ​ ​‍​ ‌​​ ​​‌‍‌‌​ ​‍​ ‌​​ ‌‌​ ‌‌​ ‍​​ ‌‍​ ‍ ‌ ‌​‌ ‍‌‌ ​​‌‍‌‌​ ‌‌ ‌‍‌‍‌‌‌‍ ‍‌ ‌‌‌‍‌‌‌‌​ ‌‍ ​‌ ‌‌‌‍‌ ‌‌​​‌‍​‌‌‍‌ ‌‍‌‌​ ‍ ‌ ​​‌‍​‌‌ ‌​‌‍‍​​ ‌‌ ​​‌‍​‌‌‍‌ ‌‍‌‌‌​​‍‌ ‌‌‌‍‍‌‌‍ ​‌‍‌​‌‍‌‌‌ ​‍​‍‌‌​ ‌‌‌​​‍‌‌ ‌‍‍ ‌‍‌‌‌ ‍‌​‍‌‌​ ​ ‌​‌​​‍‌‌​ ​ ‌​‌​​‍‌‌​ ​‍​ ​‍​ ‌​​ ​​​ ‌‍​ ‌‍​ ​‌​ ‌‌​ ‌‍‌‍​‌‌‍‌​​ ‌​​ ‍‌​ ‌‍​‍‌‌​ ​‍​ ​‍​‍‌‌​ ‌‌‌​‌​​‍ ‍‌‍‌​‌‍​‌‌ ‌​‌‍‌‌‌‌​ ‌‍‌‌‌‍​ ‌ ‌​‌‍‍‌‌‍ ‌‍ ‍‌ ​ ​‍‌‌​ ‌‌‌​​‍‌‌ ‌‍‍ ‌‍‌‌‌ ‍‌​‍‌‌​ ​ ‌​‌​​‍‌‌​ ​ ‌​‌​​‍‌‌​ ​‍​ ​‍‌‍​‌​ ‌​​ ​​‌‍​‍​ ​‌​ ​​​ ​‌​ ‍​‌‍‌​‌‍​‍‌‍‌‌‌‍​ ​‍‌‌​ ​‍​ ​‍​‍‌‌​ ‌‌‌​‌​​‍ ‍‌‍​ ‌‍​‌‌ ​‍‌‍‌​‌ ​ ​‍‌‌​ ‌‌‌​​‍‌‌ ‌‍‍ ‌‍‌‌‌ ‍‌​‍‌‌​ ​ ‌​‌​​‍‌‌​ ​ ‌​‌​​‍‌‌​ ​‍​ ​‍‌‍‌‍​ ‌‌​ ‌​​ ​ ‌‍​‌‌‍‌‍​ ​‌​ ‍​‌‍​‍​ ​ ​ ​​​ ‌ ​ ‌ ​ ​‍​ ‍​​ ​‍​ ​‌​ ‌‍​ ‍​‌‍​ ​ ‍‌‌‍‌‌​ ‌‌​ ‍​​ ‍‌​ ‌ ​ ​ ‌‍​ ‌‍​‍‌‍‌​​ ​ ​ ‌​​‍‌‌​ ​‍​ ​‍​‍‌‌​ ‌‌‌​‌​​‍ ‍‌‍‌​‌‍‌‌‌ ​ ‌‍​ ‌ ​‍‌‍‍‌‌ ​​‌ ‌​‌‍‍‌‌‍ ‌‍ ‍​‍ ‍‌ ‌​‌‍‌‌‌ ‍​‌ ‌​​ ‌‍​‍‌‍​‌‌ ​ ‌‍‌‌‌‌‌‌‌ ​‍‌‍ ​​ ‌‌‍‍​‌ ‌​‌ ‌​‌ ​​‌ ​ ​‍‌‌​ ​ ‌​​‌​‍‌‌​ ​‍‌​‌‍​‍‌‌​ ​‍‌​‌‍‌‍​ ‌‍‍​‌‍‌‌‌‍ ​‌ ​ ‌‍‌‌‌‍​‌‌ ​​‌‍‍‌‌‍‌‌‌ ​‍‌ ​ ​‍ ‍‌ ​ ‌‍​‌‌‍ ‍‌‍‍‌‌ ‌​‌ ‍‌​‍ ‍‌ ​ ‌ ‌​‌ ‌‌‌‍‌​‌‍‍‌‌‍ ​‍‌‍‌‍‍‌‌‍‌​​ ‌​ ‍​‌‍​‍​ ‍​​ ‌​​ ‌ ‌‍‌​‌‍​ ​ ‌‍​‍ ‌‌‍​ ​ ‍​‌‍​‌‌‍‌‌​‍ ‌​ ‌​​ ​​‌‍‌​​ ‌ ​‍ ‌​ ‍‌​ ‌ ‌‍‌‍​ ‌‌​‍ ‌‌‍‌‌​ ‌ ​ ​‍​ ‌​​ ​​‌‍‌‌​ ​‍​ ‌​​ ‌‌​ ‌‌​ ‍​​ ‌‍​‍‌‍‌ ‌​‌ ‍‌‌ ​​‌‍‌‌​ ‌‌ ‌‍‌‍‌‌‌‍ ‍‌ ‌‌‌‍‌‌‌‌​ ‌‍ ​‌ ‌‌‌‍‌ ‌‌​​‌‍​‌‌‍‌ ‌‍‌‌​‍‌‍‌ ​​‌‍​‌‌ ‌​‌‍‍​​ ‌‌ ​​‌‍​‌‌‍‌ ‌‍‌‌‌​​‍‌ ‌‌‌‍‍‌‌‍ ​‌‍‌​‌‍‌‌‌ ​‍​‍‌‌​ ‌‌‌​​‍‌‌ ‌‍‍ ‌‍‌‌‌ ‍‌​‍‌‌​ ​ ‌​‌​​‍‌‌​ ​ ‌​‌​​‍‌‌​ ​‍​ ​‍​ ‌​​ ​​​ ‌‍​ ‌‍​ ​‌​ ‌‌​ ‌‍‌‍​‌‌‍‌​​ ‌​​ ‍‌​ ‌‍​‍‌‌​ ​‍​ ​‍​‍‌‌​ ‌‌‌​‌​​‍ ‍‌‍‌​‌‍​‌‌ ‌​‌‍‌‌‌‌​ ‌‍‌‌‌‍​ ‌ ‌​‌‍‍‌‌‍ ‌‍ ‍‌ ​ ​‍‌‌​ ‌‌‌​​‍‌‌ ‌‍‍ ‌‍‌‌‌ ‍‌​‍‌‌​ ​ ‌​‌​​‍‌‌​ ​ ‌​‌​​‍‌‌​ ​‍​ ​‍‌‍​‌​ ‌​​ ​​‌‍​‍​ ​‌​ ​​​ ​‌​ ‍​‌‍‌​‌‍​‍‌‍‌‌‌‍​ ​‍‌‌​ ​‍​ ​‍​‍‌‌​ ‌‌‌​‌​​‍ ‍‌‍​ ‌‍​‌‌ ​‍‌‍‌​‌ ​ ​‍‌‌​ ‌‌‌​​‍‌‌ ‌‍‍ ‌‍‌‌‌ ‍‌​‍‌‌​ ​ ‌​‌​​‍‌‌​ ​ ‌​‌​​‍‌‌​ ​‍​ ​‍‌‍‌‍​ ‌‌​ ‌​​ ​ ‌‍​‌‌‍‌‍​ ​‌​ ‍​‌‍​‍​ ​ ​ ​​​ ‌ ​ ‌ ​ ​‍​ ‍​​ ​‍​ ​‌​ ‌‍​ ‍​‌‍​ ​ ‍‌‌‍‌‌​ ‌‌​ ‍​​ ‍‌​ ‌ ​ ​ ‌‍​ ‌‍​‍‌‍‌​​ ​ ​ ‌​​‍‌‌​ ​‍​ ​‍​‍‌‌​ ‌‌‌​‌​​‍ ‍‌‍‌​‌‍‌‌‌ ​ ‌‍​ ‌ ​‍‌‍‍‌‌ ​​‌ ‌​‌‍‍‌‌‍ ‌‍ ‍​‍ ‍‌ ‌​‌‍‌‌‌ ‍​‌ ‌​​‍‌‍‌ ​​‌‍‌‌‌ ​‍‌ ​ ‌ ​​‌‍‌‌‌‍​ ‌ ‌​‌‍‍‌‌ ‌‍‌‍‌‌​ ‌‌ ​​‌ ‌‌‌‍​‍‌‍ ​‌‍‍‌‌ ​ ‌‍‍​‌‍‌‌‌‍‌​​‍​‍‌ ‌
Mon, October 28, 2024
Corporate​​​​‌ ‍ ​‍​‍‌‍ ‌ ​‍‌‍‍‌‌‍‌ ‌‍‍‌‌‍ ‍​‍​‍​ ‍‍​‍​‍‌ ​ ‌‍​‌‌‍ ‍‌‍‍‌‌ ‌​‌ ‍‌​‍ ‍‌‍‍‌‌‍ ​‍​‍​‍ ​​‍​‍‌‍‍​‌ ​‍‌‍‌‌‌‍‌‍​‍​‍​ ‍‍​‍​‍‌‍‍​‌ ‌​‌ ‌​‌ ​​‌ ​ ​ ‍‍​‍ ​‍ ‌‍​ ‌‍‍​‌‍‌‌‌‍ ​‌ ​ ‌‍‌‌‌‍​‌‌ ​​‌‍‍‌‌‍‌‌‌ ​‍‌ ​ ​‍ ‍‌ ​ ‌‍​‌‌‍ ‍‌‍‍‌‌ ‌​‌ ‍‌​‍ ‍‌ ​ ‌ ‌​‌ ‌‌‌‍‌​‌‍‍‌‌‍ ​‍ ‌‍‍‌‌‍ ‍‌ ‌​‌‍‌‌‌‍ ‍‌ ‌​​‍ ‌‍‌‌‌‍‌​‌‍‍‌‌ ‌​​‍ ‌‍ ‌‌‍ ‌‍‌​‌‍‌‌​ ‌‌ ​​‌ ​‍‌‍‌‌‌ ​ ‌‍‌‌‌‍ ‍‌ ‌​‌‍​‌‌ ‌​‌‍‍‌‌‍ ‌‍ ‍​ ‍ ‌‍‍‌‌‍‌​​ ‌​ ‍​‌‍​‍​ ‍​​ ‌​​ ‌ ‌‍‌​‌‍​ ​ ‌‍​‍ ‌‌‍​ ​ ‍​‌‍​‌‌‍‌‌​‍ ‌​ ‌​​ ​​‌‍‌​​ ‌ ​‍ ‌​ ‍‌​ ‌ ‌‍‌‍​ ‌‌​‍ ‌‌‍‌‌​ ‌ ​ ​‍​ ‌​​ ​​‌‍‌‌​ ​‍​ ‌​​ ‌‌​ ‌‌​ ‍​​ ‌‍​ ‍ ‌ ‌​‌ ‍‌‌ ​​‌‍‌‌​ ‌‌ ‌‍‌‍‌‌‌‍ ‍‌ ‌‌‌‍‌‌‌‌​ ‌‍ ​‌ ‌‌‌‍‌ ‌‌​​‌‍​‌‌‍‌ ‌‍‌‌​ ‍ ‌ ​​‌‍​‌‌ ‌​‌‍‍​​ ‌‌ ​​‌‍​‌‌‍‌ ‌‍‌‌‌​​‍‌ ‌‌‌‍‍‌‌‍ ​‌‍‌​‌‍‌‌‌ ​‍​‍‌‌​ ‌‌‌​​‍‌‌ ‌‍‍ ‌‍‌‌‌ ‍‌​‍‌‌​ ​ ‌​‌​​‍‌‌​ ​ ‌​‌​​‍‌‌​ ​‍​ ​‍​ ‌​​ ​​​ ‌‍​ ‌‍​ ​‌​ ‌‌​ ‌‍‌‍​‌‌‍‌​​ ‌​​ ‍‌​ ‌‍​‍‌‌​ ​‍​ ​‍​‍‌‌​ ‌‌‌​‌​​‍ ‍‌‍‌​‌‍​‌‌ ‌​‌‍‌‌‌‌​ ‌‍‌‌‌‍​ ‌ ‌​‌‍‍‌‌‍ ‌‍ ‍‌ ​ ​‍‌‌​ ‌‌‌​​‍‌‌ ‌‍‍ ‌‍‌‌‌ ‍‌​‍‌‌​ ​ ‌​‌​​‍‌‌​ ​ ‌​‌​​‍‌‌​ ​‍​ ​‍‌‍​‌​ ‌​​ ​​‌‍​‍​ ​‌​ ​​​ ​‌​ ‍​‌‍‌​‌‍​‍‌‍‌‌‌‍​ ​‍‌‌​ ​‍​ ​‍​‍‌‌​ ‌‌‌​‌​​‍ ‍‌‍‌​‌‍​‌‌ ‌​‌‍‌‌‌​ ‍‌‍​‌‌‍ ‌‌‍‌‌​ ‌‍​‍‌‍​‌‌ ​ ‌‍‌‌‌‌‌‌‌ ​‍‌‍ ​​ ‌‌‍‍​‌ ‌​‌ ‌​‌ ​​‌ ​ ​‍‌‌​ ​ ‌​​‌​‍‌‌​ ​‍‌​‌‍​‍‌‌​ ​‍‌​‌‍‌‍​ ‌‍‍​‌‍‌‌‌‍ ​‌ ​ ‌‍‌‌‌‍​‌‌ ​​‌‍‍‌‌‍‌‌‌ ​‍‌ ​ ​‍ ‍‌ ​ ‌‍​‌‌‍ ‍‌‍‍‌‌ ‌​‌ ‍‌​‍ ‍‌ ​ ‌ ‌​‌ ‌‌‌‍‌​‌‍‍‌‌‍ ​‍‌‍‌‍‍‌‌‍‌​​ ‌​ ‍​‌‍​‍​ ‍​​ ‌​​ ‌ ‌‍‌​‌‍​ ​ ‌‍​‍ ‌‌‍​ ​ ‍​‌‍​‌‌‍‌‌​‍ ‌​ ‌​​ ​​‌‍‌​​ ‌ ​‍ ‌​ ‍‌​ ‌ ‌‍‌‍​ ‌‌​‍ ‌‌‍‌‌​ ‌ ​ ​‍​ ‌​​ ​​‌‍‌‌​ ​‍​ ‌​​ ‌‌​ ‌‌​ ‍​​ ‌‍​‍‌‍‌ ‌​‌ ‍‌‌ ​​‌‍‌‌​ ‌‌ ‌‍‌‍‌‌‌‍ ‍‌ ‌‌‌‍‌‌‌‌​ ‌‍ ​‌ ‌‌‌‍‌ ‌‌​​‌‍​‌‌‍‌ ‌‍‌‌​‍‌‍‌ ​​‌‍​‌‌ ‌​‌‍‍​​ ‌‌ ​​‌‍​‌‌‍‌ ‌‍‌‌‌​​‍‌ ‌‌‌‍‍‌‌‍ ​‌‍‌​‌‍‌‌‌ ​‍​‍‌‌​ ‌‌‌​​‍‌‌ ‌‍‍ ‌‍‌‌‌ ‍‌​‍‌‌​ ​ ‌​‌​​‍‌‌​ ​ ‌​‌​​‍‌‌​ ​‍​ ​‍​ ‌​​ ​​​ ‌‍​ ‌‍​ ​‌​ ‌‌​ ‌‍‌‍​‌‌‍‌​​ ‌​​ ‍‌​ ‌‍​‍‌‌​ ​‍​ ​‍​‍‌‌​ ‌‌‌​‌​​‍ ‍‌‍‌​‌‍​‌‌ ‌​‌‍‌‌‌‌​ ‌‍‌‌‌‍​ ‌ ‌​‌‍‍‌‌‍ ‌‍ ‍‌ ​ ​‍‌‌​ ‌‌‌​​‍‌‌ ‌‍‍ ‌‍‌‌‌ ‍‌​‍‌‌​ ​ ‌​‌​​‍‌‌​ ​ ‌​‌​​‍‌‌​ ​‍​ ​‍‌‍​‌​ ‌​​ ​​‌‍​‍​ ​‌​ ​​​ ​‌​ ‍​‌‍‌​‌‍​‍‌‍‌‌‌‍​ ​‍‌‌​ ​‍​ ​‍​‍‌‌​ ‌‌‌​‌​​‍ ‍‌‍‌​‌‍​‌‌ ‌​‌‍‌‌‌​ ‍‌‍​‌‌‍ ‌‌‍‌‌​‍‌‍‌ ​​‌‍‌‌‌ ​‍‌ ​ ‌ ​​‌‍‌‌‌‍​ ‌ ‌​‌‍‍‌‌ ‌‍‌‍‌‌​ ‌‌ ​​‌ ‌‌‌‍​‍‌‍ ​‌‍‍‌‌ ​ ‌‍‍​‌‍‌‌‌‍‌​​‍​‍‌ ‌
View 2 options
Co-Ed​​​​‌ ‍ ​‍​‍‌‍ ‌ ​‍‌‍‍‌‌‍‌ ‌‍‍‌‌‍ ‍​‍​‍​ ‍‍​‍​‍‌ ​ ‌‍​‌‌‍ ‍‌‍‍‌‌ ‌​‌ ‍‌​‍ ‍‌‍‍‌‌‍ ​‍​‍​‍ ​​‍​‍‌‍‍​‌ ​‍‌‍‌‌‌‍‌‍​‍​‍​ ‍‍​‍​‍‌‍‍​‌ ‌​‌ ‌​‌ ​​‌ ​ ​ ‍‍​‍ ​‍ ‌‍​ ‌‍‍​‌‍‌‌‌‍ ​‌ ​ ‌‍‌‌‌‍​‌‌ ​​‌‍‍‌‌‍‌‌‌ ​‍‌ ​ ​‍ ‍‌ ​ ‌‍​‌‌‍ ‍‌‍‍‌‌ ‌​‌ ‍‌​‍ ‍‌ ​ ‌ ‌​‌ ‌‌‌‍‌​‌‍‍‌‌‍ ​‍ ‌‍‍‌‌‍ ‍‌ ‌​‌‍‌‌‌‍ ‍‌ ‌​​‍ ‌‍‌‌‌‍‌​‌‍‍‌‌ ‌​​‍ ‌‍ ‌‌‍ ‌‍‌​‌‍‌‌​ ‌‌ ​​‌ ​‍‌‍‌‌‌ ​ ‌‍‌‌‌‍ ‍‌ ‌​‌‍​‌‌ ‌​‌‍‍‌‌‍ ‌‍ ‍​ ‍ ‌‍‍‌‌‍‌​​ ‌​ ‍​‌‍​‍​ ‍​​ ‌​​ ‌ ‌‍‌​‌‍​ ​ ‌‍​‍ ‌‌‍​ ​ ‍​‌‍​‌‌‍‌‌​‍ ‌​ ‌​​ ​​‌‍‌​​ ‌ ​‍ ‌​ ‍‌​ ‌ ‌‍‌‍​ ‌‌​‍ ‌‌‍‌‌​ ‌ ​ ​‍​ ‌​​ ​​‌‍‌‌​ ​‍​ ‌​​ ‌‌​ ‌‌​ ‍​​ ‌‍​ ‍ ‌ ‌​‌ ‍‌‌ ​​‌‍‌‌​ ‌‌ ‌‍‌‍‌‌‌‍ ‍‌ ‌‌‌‍‌‌‌‌​ ‌‍ ​‌ ‌‌‌‍‌ ‌‌​​‌‍​‌‌‍‌ ‌‍‌‌​ ‍ ‌ ​​‌‍​‌‌ ‌​‌‍‍​​ ‌‌ ​​‌‍​‌‌‍‌ ‌‍‌‌‌​​‍‌ ‌‌‌‍‍‌‌‍ ​‌‍‌​‌‍‌‌‌ ​‍​‍‌‌​ ‌‌‌​​‍‌‌ ‌‍‍ ‌‍‌‌‌ ‍‌​‍‌‌​ ​ ‌​‌​​‍‌‌​ ​ ‌​‌​​‍‌‌​ ​‍​ ​‍​ ‌​​ ​​​ ‌‍​ ‌‍​ ​‌​ ‌‌​ ‌‍‌‍​‌‌‍‌​​ ‌​​ ‍‌​ ‌‍​‍‌‌​ ​‍​ ​‍​‍‌‌​ ‌‌‌​‌​​‍ ‍‌‍‌​‌‍​‌‌ ‌​‌‍‌‌‌‌​ ‌‍‌‌‌‍​ ‌ ‌​‌‍‍‌‌‍ ‌‍ ‍‌ ​ ​‍‌‌​ ‌‌‌​​‍‌‌ ‌‍‍ ‌‍‌‌‌ ‍‌​‍‌‌​ ​ ‌​‌​​‍‌‌​ ​ ‌​‌​​‍‌‌​ ​‍​ ​‍‌‍​‌‌‍‌‍​ ​​​ ‍​​ ‍‌​ ‍‌‌‍​ ‌‍‌‍​ ​ ‌‍‌‍​ ​‌​ ‌‌​ ‍​​ ‌ ​ ‌ ‌‍​‌​ ‍​​ ​‌​ ​‍‌‍​‌‌‍​‍‌‍​ ‌‍​‌​ ‍​​ ​‍‌‍​‌‌‍​ ​ ‌‌​ ‌​​ ‍‌​ ‌​‌‍‌‌​‍‌‌​ ​‍​ ​‍​‍‌‌​ ‌‌‌​‌​​‍ ‍‌‍‌​‌‍​‌‌ ‌​‌‍‌‌‌​ ‍‌‍​‌‌‍ ‌‌‍‌‌​ ‌‍​‍‌‍​‌‌ ​ ‌‍‌‌‌‌‌‌‌ ​‍‌‍ ​​ ‌‌‍‍​‌ ‌​‌ ‌​‌ ​​‌ ​ ​‍‌‌​ ​ ‌​​‌​‍‌‌​ ​‍‌​‌‍​‍‌‌​ ​‍‌​‌‍‌‍​ ‌‍‍​‌‍‌‌‌‍ ​‌ ​ ‌‍‌‌‌‍​‌‌ ​​‌‍‍‌‌‍‌‌‌ ​‍‌ ​ ​‍ ‍‌ ​ ‌‍​‌‌‍ ‍‌‍‍‌‌ ‌​‌ ‍‌​‍ ‍‌ ​ ‌ ‌​‌ ‌‌‌‍‌​‌‍‍‌‌‍ ​‍‌‍‌‍‍‌‌‍‌​​ ‌​ ‍​‌‍​‍​ ‍​​ ‌​​ ‌ ‌‍‌​‌‍​ ​ ‌‍​‍ ‌‌‍​ ​ ‍​‌‍​‌‌‍‌‌​‍ ‌​ ‌​​ ​​‌‍‌​​ ‌ ​‍ ‌​ ‍‌​ ‌ ‌‍‌‍​ ‌‌​‍ ‌‌‍‌‌​ ‌ ​ ​‍​ ‌​​ ​​‌‍‌‌​ ​‍​ ‌​​ ‌‌​ ‌‌​ ‍​​ ‌‍​‍‌‍‌ ‌​‌ ‍‌‌ ​​‌‍‌‌​ ‌‌ ‌‍‌‍‌‌‌‍ ‍‌ ‌‌‌‍‌‌‌‌​ ‌‍ ​‌ ‌‌‌‍‌ ‌‌​​‌‍​‌‌‍‌ ‌‍‌‌​‍‌‍‌ ​​‌‍​‌‌ ‌​‌‍‍​​ ‌‌ ​​‌‍​‌‌‍‌ ‌‍‌‌‌​​‍‌ ‌‌‌‍‍‌‌‍ ​‌‍‌​‌‍‌‌‌ ​‍​‍‌‌​ ‌‌‌​​‍‌‌ ‌‍‍ ‌‍‌‌‌ ‍‌​‍‌‌​ ​ ‌​‌​​‍‌‌​ ​ ‌​‌​​‍‌‌​ ​‍​ ​‍​ ‌​​ ​​​ ‌‍​ ‌‍​ ​‌​ ‌‌​ ‌‍‌‍​‌‌‍‌​​ ‌​​ ‍‌​ ‌‍​‍‌‌​ ​‍​ ​‍​‍‌‌​ ‌‌‌​‌​​‍ ‍‌‍‌​‌‍​‌‌ ‌​‌‍‌‌‌‌​ ‌‍‌‌‌‍​ ‌ ‌​‌‍‍‌‌‍ ‌‍ ‍‌ ​ ​‍‌‌​ ‌‌‌​​‍‌‌ ‌‍‍ ‌‍‌‌‌ ‍‌​‍‌‌​ ​ ‌​‌​​‍‌‌​ ​ ‌​‌​​‍‌‌​ ​‍​ ​‍‌‍​‌‌‍‌‍​ ​​​ ‍​​ ‍‌​ ‍‌‌‍​ ‌‍‌‍​ ​ ‌‍‌‍​ ​‌​ ‌‌​ ‍​​ ‌ ​ ‌ ‌‍​‌​ ‍​​ ​‌​ ​‍‌‍​‌‌‍​‍‌‍​ ‌‍​‌​ ‍​​ ​‍‌‍​‌‌‍​ ​ ‌‌​ ‌​​ ‍‌​ ‌​‌‍‌‌​‍‌‌​ ​‍​ ​‍​‍‌‌​ ‌‌‌​‌​​‍ ‍‌‍‌​‌‍​‌‌ ‌​‌‍‌‌‌​ ‍‌‍​‌‌‍ ‌‌‍‌‌​‍‌‍‌ ​​‌‍‌‌‌ ​‍‌ ​ ‌ ​​‌‍‌‌‌‍​ ‌ ‌​‌‍‍‌‌ ‌‍‌‍‌‌​ ‌‌ ​​‌ ‌‌‌‍​‍‌‍ ​‌‍‍‌‌ ​ ‌‍‍​‌‍‌‌‌‍‌​​‍​‍‌ ‌
Mon, October 28, 2024
Co-Ed​​​​‌ ‍ ​‍​‍‌‍ ‌ ​‍‌‍‍‌‌‍‌ ‌‍‍‌‌‍ ‍​‍​‍​ ‍‍​‍​‍‌ ​ ‌‍​‌‌‍ ‍‌‍‍‌‌ ‌​‌ ‍‌​‍ ‍‌‍‍‌‌‍ ​‍​‍​‍ ​​‍​‍‌‍‍​‌ ​‍‌‍‌‌‌‍‌‍​‍​‍​ ‍‍​‍​‍‌‍‍​‌ ‌​‌ ‌​‌ ​​‌ ​ ​ ‍‍​‍ ​‍ ‌‍​ ‌‍‍​‌‍‌‌‌‍ ​‌ ​ ‌‍‌‌‌‍​‌‌ ​​‌‍‍‌‌‍‌‌‌ ​‍‌ ​ ​‍ ‍‌ ​ ‌‍​‌‌‍ ‍‌‍‍‌‌ ‌​‌ ‍‌​‍ ‍‌ ​ ‌ ‌​‌ ‌‌‌‍‌​‌‍‍‌‌‍ ​‍ ‌‍‍‌‌‍ ‍‌ ‌​‌‍‌‌‌‍ ‍‌ ‌​​‍ ‌‍‌‌‌‍‌​‌‍‍‌‌ ‌​​‍ ‌‍ ‌‌‍ ‌‍‌​‌‍‌‌​ ‌‌ ​​‌ ​‍‌‍‌‌‌ ​ ‌‍‌‌‌‍ ‍‌ ‌​‌‍​‌‌ ‌​‌‍‍‌‌‍ ‌‍ ‍​ ‍ ‌‍‍‌‌‍‌​​ ‌​ ‍​‌‍​‍​ ‍​​ ‌​​ ‌ ‌‍‌​‌‍​ ​ ‌‍​‍ ‌‌‍​ ​ ‍​‌‍​‌‌‍‌‌​‍ ‌​ ‌​​ ​​‌‍‌​​ ‌ ​‍ ‌​ ‍‌​ ‌ ‌‍‌‍​ ‌‌​‍ ‌‌‍‌‌​ ‌ ​ ​‍​ ‌​​ ​​‌‍‌‌​ ​‍​ ‌​​ ‌‌​ ‌‌​ ‍​​ ‌‍​ ‍ ‌ ‌​‌ ‍‌‌ ​​‌‍‌‌​ ‌‌ ‌‍‌‍‌‌‌‍ ‍‌ ‌‌‌‍‌‌‌‌​ ‌‍ ​‌ ‌‌‌‍‌ ‌‌​​‌‍​‌‌‍‌ ‌‍‌‌​ ‍ ‌ ​​‌‍​‌‌ ‌​‌‍‍​​ ‌‌ ​​‌‍​‌‌‍‌ ‌‍‌‌‌​​‍‌ ‌‌‌‍‍‌‌‍ ​‌‍‌​‌‍‌‌‌ ​‍​‍‌‌​ ‌‌‌​​‍‌‌ ‌‍‍ ‌‍‌‌‌ ‍‌​‍‌‌​ ​ ‌​‌​​‍‌‌​ ​ ‌​‌​​‍‌‌​ ​‍​ ​‍​ ‌​​ ​​​ ‌‍​ ‌‍​ ​‌​ ‌‌​ ‌‍‌‍​‌‌‍‌​​ ‌​​ ‍‌​ ‌‍​‍‌‌​ ​‍​ ​‍​‍‌‌​ ‌‌‌​‌​​‍ ‍‌‍‌​‌‍​‌‌ ‌​‌‍‌‌‌‌​ ‌‍‌‌‌‍​ ‌ ‌​‌‍‍‌‌‍ ‌‍ ‍‌ ​ ​‍‌‌​ ‌‌‌​​‍‌‌ ‌‍‍ ‌‍‌‌‌ ‍‌​‍‌‌​ ​ ‌​‌​​‍‌‌​ ​ ‌​‌​​‍‌‌​ ​‍​ ​‍‌‍​‌‌‍‌‍​ ​​​ ‍​​ ‍‌​ ‍‌‌‍​ ‌‍‌‍​ ​ ‌‍‌‍​ ​‌​ ‌‌​ ‍​​ ‌ ​ ‌ ‌‍​‌​ ‍​​ ​‌​ ​‍‌‍​‌‌‍​‍‌‍​ ‌‍​‌​ ‍​​ ​‍‌‍​‌‌‍​ ​ ‌‌​ ‌​​ ‍‌​ ‌​‌‍‌‌​‍‌‌​ ​‍​ ​‍​‍‌‌​ ‌‌‌​‌​​‍ ‍‌‍​ ‌‍​‌‌ ​‍‌‍‌​‌ ​ ​‍‌‌​ ‌‌‌​​‍‌‌ ‌‍‍ ‌‍‌‌‌ ‍‌​‍‌‌​ ​ ‌​‌​​‍‌‌​ ​ ‌​‌​​‍‌‌​ ​‍​ ​‍​ ‌‌‌‍​‍​ ​‍‌‍​‍‌‍​ ​ ‌‍​ ​‍​ ‌​​ ‌‍‌‍​‍​ ‌​‌‍‌‍​ ‌‌​ ​​​ ‍​​ ‌‌​ ‌ ‌‍​ ‌‍‌‍​ ‌​​ ​​​ ​‍‌‍​‍​ ‌‍‌‍‌​​ ​​‌‍‌‍​ ‌​​ ‍‌‌‍​ ‌‍​ ​ ‌‍​‍‌‌​ ​‍​ ​‍​‍‌‌​ ‌‌‌​‌​​‍ ‍‌ ‌​‌‍‍‌‌ ‌​‌‍ ​‌‍‌‌​ ‌‍​‍‌‍​‌‌ ​ ‌‍‌‌‌‌‌‌‌ ​‍‌‍ ​​ ‌‌‍‍​‌ ‌​‌ ‌​‌ ​​‌ ​ ​‍‌‌​ ​ ‌​​‌​‍‌‌​ ​‍‌​‌‍​‍‌‌​ ​‍‌​‌‍‌‍​ ‌‍‍​‌‍‌‌‌‍ ​‌ ​ ‌‍‌‌‌‍​‌‌ ​​‌‍‍‌‌‍‌‌‌ ​‍‌ ​ ​‍ ‍‌ ​ ‌‍​‌‌‍ ‍‌‍‍‌‌ ‌​‌ ‍‌​‍ ‍‌ ​ ‌ ‌​‌ ‌‌‌‍‌​‌‍‍‌‌‍ ​‍‌‍‌‍‍‌‌‍‌​​ ‌​ ‍​‌‍​‍​ ‍​​ ‌​​ ‌ ‌‍‌​‌‍​ ​ ‌‍​‍ ‌‌‍​ ​ ‍​‌‍​‌‌‍‌‌​‍ ‌​ ‌​​ ​​‌‍‌​​ ‌ ​‍ ‌​ ‍‌​ ‌ ‌‍‌‍​ ‌‌​‍ ‌‌‍‌‌​ ‌ ​ ​‍​ ‌​​ ​​‌‍‌‌​ ​‍​ ‌​​ ‌‌​ ‌‌​ ‍​​ ‌‍​‍‌‍‌ ‌​‌ ‍‌‌ ​​‌‍‌‌​ ‌‌ ‌‍‌‍‌‌‌‍ ‍‌ ‌‌‌‍‌‌‌‌​ ‌‍ ​‌ ‌‌‌‍‌ ‌‌​​‌‍​‌‌‍‌ ‌‍‌‌​‍‌‍‌ ​​‌‍​‌‌ ‌​‌‍‍​​ ‌‌ ​​‌‍​‌‌‍‌ ‌‍‌‌‌​​‍‌ ‌‌‌‍‍‌‌‍ ​‌‍‌​‌‍‌‌‌ ​‍​‍‌‌​ ‌‌‌​​‍‌‌ ‌‍‍ ‌‍‌‌‌ ‍‌​‍‌‌​ ​ ‌​‌​​‍‌‌​ ​ ‌​‌​​‍‌‌​ ​‍​ ​‍​ ‌​​ ​​​ ‌‍​ ‌‍​ ​‌​ ‌‌​ ‌‍‌‍​‌‌‍‌​​ ‌​​ ‍‌​ ‌‍​‍‌‌​ ​‍​ ​‍​‍‌‌​ ‌‌‌​‌​​‍ ‍‌‍‌​‌‍​‌‌ ‌​‌‍‌‌‌‌​ ‌‍‌‌‌‍​ ‌ ‌​‌‍‍‌‌‍ ‌‍ ‍‌ ​ ​‍‌‌​ ‌‌‌​​‍‌‌ ‌‍‍ ‌‍‌‌‌ ‍‌​‍‌‌​ ​ ‌​‌​​‍‌‌​ ​ ‌​‌​​‍‌‌​ ​‍​ ​‍‌‍​‌‌‍‌‍​ ​​​ ‍​​ ‍‌​ ‍‌‌‍​ ‌‍‌‍​ ​ ‌‍‌‍​ ​‌​ ‌‌​ ‍​​ ‌ ​ ‌ ‌‍​‌​ ‍​​ ​‌​ ​‍‌‍​‌‌‍​‍‌‍​ ‌‍​‌​ ‍​​ ​‍‌‍​‌‌‍​ ​ ‌‌​ ‌​​ ‍‌​ ‌​‌‍‌‌​‍‌‌​ ​‍​ ​‍​‍‌‌​ ‌‌‌​‌​​‍ ‍‌‍​ ‌‍​‌‌ ​‍‌‍‌​‌ ​ ​‍‌‌​ ‌‌‌​​‍‌‌ ‌‍‍ ‌‍‌‌‌ ‍‌​‍‌‌​ ​ ‌​‌​​‍‌‌​ ​ ‌​‌​​‍‌‌​ ​‍​ ​‍​ ‌‌‌‍​‍​ ​‍‌‍​‍‌‍​ ​ ‌‍​ ​‍​ ‌​​ ‌‍‌‍​‍​ ‌​‌‍‌‍​ ‌‌​ ​​​ ‍​​ ‌‌​ ‌ ‌‍​ ‌‍‌‍​ ‌​​ ​​​ ​‍‌‍​‍​ ‌‍‌‍‌​​ ​​‌‍‌‍​ ‌​​ ‍‌‌‍​ ‌‍​ ​ ‌‍​‍‌‌​ ​‍​ ​‍​‍‌‌​ ‌‌‌​‌​​‍ ‍‌ ‌​‌‍‍‌‌ ‌​‌‍ ​‌‍‌‌​‍‌‍‌ ​​‌‍‌‌‌ ​‍‌ ​ ‌ ​​‌‍‌‌‌‍​ ‌ ‌​‌‍‍‌‌ ‌‍‌‍‌‌​ ‌‌ ​​‌ ‌‌‌‍​‍‌‍ ​‌‍‍‌‌ ​ ‌‍‍​‌‍‌‌‌‍‌​​‍​‍‌ ‌
Red​​​​‌ ‍ ​‍​‍‌‍ ‌ ​‍‌‍‍‌‌‍‌ ‌‍‍‌‌‍ ‍​‍​‍​ ‍‍​‍​‍‌ ​ ‌‍​‌‌‍ ‍‌‍‍‌‌ ‌​‌ ‍‌​‍ ‍‌‍‍‌‌‍ ​‍​‍​‍ ​​‍​‍‌‍‍​‌ ​‍‌‍‌‌‌‍‌‍​‍​‍​ ‍‍​‍​‍‌‍‍​‌ ‌​‌ ‌​‌ ​​‌ ​ ​ ‍‍​‍ ​‍ ‌‍​ ‌‍‍​‌‍‌‌‌‍ ​‌ ​ ‌‍‌‌‌‍​‌‌ ​​‌‍‍‌‌‍‌‌‌ ​‍‌ ​ ​‍ ‍‌ ​ ‌‍​‌‌‍ ‍‌‍‍‌‌ ‌​‌ ‍‌​‍ ‍‌ ​ ‌ ‌​‌ ‌‌‌‍‌​‌‍‍‌‌‍ ​‍ ‌‍‍‌‌‍ ‍‌ ‌​‌‍‌‌‌‍ ‍‌ ‌​​‍ ‌‍‌‌‌‍‌​‌‍‍‌‌ ‌​​‍ ‌‍ ‌‌‍ ‌‍‌​‌‍‌‌​ ‌‌ ​​‌ ​‍‌‍‌‌‌ ​ ‌‍‌‌‌‍ ‍‌ ‌​‌‍​‌‌ ‌​‌‍‍‌‌‍ ‌‍ ‍​ ‍ ‌‍‍‌‌‍‌​​ ‌​ ‍​‌‍​‍​ ‍​​ ‌​​ ‌ ‌‍‌​‌‍​ ​ ‌‍​‍ ‌‌‍​ ​ ‍​‌‍​‌‌‍‌‌​‍ ‌​ ‌​​ ​​‌‍‌​​ ‌ ​‍ ‌​ ‍‌​ ‌ ‌‍‌‍​ ‌‌​‍ ‌‌‍‌‌​ ‌ ​ ​‍​ ‌​​ ​​‌‍‌‌​ ​‍​ ‌​​ ‌‌​ ‌‌​ ‍​​ ‌‍​ ‍ ‌ ‌​‌ ‍‌‌ ​​‌‍‌‌​ ‌‌ ‌‍‌‍‌‌‌‍ ‍‌ ‌‌‌‍‌‌‌‌​ ‌‍ ​‌ ‌‌‌‍‌ ‌‌​​‌‍​‌‌‍‌ ‌‍‌‌​ ‍ ‌ ​​‌‍​‌‌ ‌​‌‍‍​​ ‌‌ ​​‌‍​‌‌‍‌ ‌‍‌‌‌​​‍‌ ‌‌‌‍‍‌‌‍ ​‌‍‌​‌‍‌‌‌ ​‍​‍‌‌​ ‌‌‌​​‍‌‌ ‌‍‍ ‌‍‌‌‌ ‍‌​‍‌‌​ ​ ‌​‌​​‍‌‌​ ​ ‌​‌​​‍‌‌​ ​‍​ ​‍​ ‌​​ ​​​ ‌‍​ ‌‍​ ​‌​ ‌‌​ ‌‍‌‍​‌‌‍‌​​ ‌​​ ‍‌​ ‌‍​‍‌‌​ ​‍​ ​‍​‍‌‌​ ‌‌‌​‌​​‍ ‍‌‍‌​‌‍​‌‌ ‌​‌‍‌‌‌‌​ ‌‍‌‌‌‍​ ‌ ‌​‌‍‍‌‌‍ ‌‍ ‍‌ ​ ​‍‌‌​ ‌‌‌​​‍‌‌ ‌‍‍ ‌‍‌‌‌ ‍‌​‍‌‌​ ​ ‌​‌​​‍‌‌​ ​ ‌​‌​​‍‌‌​ ​‍​ ​‍‌‍​‌‌‍‌‍​ ​​​ ‍​​ ‍‌​ ‍‌‌‍​ ‌‍‌‍​ ​ ‌‍‌‍​ ​‌​ ‌‌​ ‍​​ ‌ ​ ‌ ‌‍​‌​ ‍​​ ​‌​ ​‍‌‍​‌‌‍​‍‌‍​ ‌‍​‌​ ‍​​ ​‍‌‍​‌‌‍​ ​ ‌‌​ ‌​​ ‍‌​ ‌​‌‍‌‌​‍‌‌​ ​‍​ ​‍​‍‌‌​ ‌‌‌​‌​​‍ ‍‌‍​ ‌‍​‌‌ ​‍‌‍‌​‌ ​ ​‍‌‌​ ‌‌‌​​‍‌‌ ‌‍‍ ‌‍‌‌‌ ‍‌​‍‌‌​ ​ ‌​‌​​‍‌‌​ ​ ‌​‌​​‍‌‌​ ​‍​ ​‍​ ‌‌‌‍​‍​ ​‍‌‍​‍‌‍​ ​ ‌‍​ ​‍​ ‌​​ ‌‍‌‍​‍​ ‌​‌‍‌‍​ ‌‌​ ​​​ ‍​​ ‌‌​ ‌ ‌‍​ ‌‍‌‍​ ‌​​ ​​​ ​‍‌‍​‍​ ‌‍‌‍‌​​ ​​‌‍‌‍​ ‌​​ ‍‌‌‍​ ‌‍​ ​ ‌‍​‍‌‌​ ​‍​ ​‍​‍‌‌​ ‌‌‌​‌​​‍ ‍‌‍‌​‌‍‌‌‌ ​ ‌‍​ ‌ ​‍‌‍‍‌‌ ​​‌ ‌​‌‍‍‌‌‍ ‌‍ ‍​‍ ‍‌ ‌​‌‍‌‌‌ ‍​‌ ‌​​ ‌‍​‍‌‍​‌‌ ​ ‌‍‌‌‌‌‌‌‌ ​‍‌‍ ​​ ‌‌‍‍​‌ ‌​‌ ‌​‌ ​​‌ ​ ​‍‌‌​ ​ ‌​​‌​‍‌‌​ ​‍‌​‌‍​‍‌‌​ ​‍‌​‌‍‌‍​ ‌‍‍​‌‍‌‌‌‍ ​‌ ​ ‌‍‌‌‌‍​‌‌ ​​‌‍‍‌‌‍‌‌‌ ​‍‌ ​ ​‍ ‍‌ ​ ‌‍​‌‌‍ ‍‌‍‍‌‌ ‌​‌ ‍‌​‍ ‍‌ ​ ‌ ‌​‌ ‌‌‌‍‌​‌‍‍‌‌‍ ​‍‌‍‌‍‍‌‌‍‌​​ ‌​ ‍​‌‍​‍​ ‍​​ ‌​​ ‌ ‌‍‌​‌‍​ ​ ‌‍​‍ ‌‌‍​ ​ ‍​‌‍​‌‌‍‌‌​‍ ‌​ ‌​​ ​​‌‍‌​​ ‌ ​‍ ‌​ ‍‌​ ‌ ‌‍‌‍​ ‌‌​‍ ‌‌‍‌‌​ ‌ ​ ​‍​ ‌​​ ​​‌‍‌‌​ ​‍​ ‌​​ ‌‌​ ‌‌​ ‍​​ ‌‍​‍‌‍‌ ‌​‌ ‍‌‌ ​​‌‍‌‌​ ‌‌ ‌‍‌‍‌‌‌‍ ‍‌ ‌‌‌‍‌‌‌‌​ ‌‍ ​‌ ‌‌‌‍‌ ‌‌​​‌‍​‌‌‍‌ ‌‍‌‌​‍‌‍‌ ​​‌‍​‌‌ ‌​‌‍‍​​ ‌‌ ​​‌‍​‌‌‍‌ ‌‍‌‌‌​​‍‌ ‌‌‌‍‍‌‌‍ ​‌‍‌​‌‍‌‌‌ ​‍​‍‌‌​ ‌‌‌​​‍‌‌ ‌‍‍ ‌‍‌‌‌ ‍‌​‍‌‌​ ​ ‌​‌​​‍‌‌​ ​ ‌​‌​​‍‌‌​ ​‍​ ​‍​ ‌​​ ​​​ ‌‍​ ‌‍​ ​‌​ ‌‌​ ‌‍‌‍​‌‌‍‌​​ ‌​​ ‍‌​ ‌‍​‍‌‌​ ​‍​ ​‍​‍‌‌​ ‌‌‌​‌​​‍ ‍‌‍‌​‌‍​‌‌ ‌​‌‍‌‌‌‌​ ‌‍‌‌‌‍​ ‌ ‌​‌‍‍‌‌‍ ‌‍ ‍‌ ​ ​‍‌‌​ ‌‌‌​​‍‌‌ ‌‍‍ ‌‍‌‌‌ ‍‌​‍‌‌​ ​ ‌​‌​​‍‌‌​ ​ ‌​‌​​‍‌‌​ ​‍​ ​‍‌‍​‌‌‍‌‍​ ​​​ ‍​​ ‍‌​ ‍‌‌‍​ ‌‍‌‍​ ​ ‌‍‌‍​ ​‌​ ‌‌​ ‍​​ ‌ ​ ‌ ‌‍​‌​ ‍​​ ​‌​ ​‍‌‍​‌‌‍​‍‌‍​ ‌‍​‌​ ‍​​ ​‍‌‍​‌‌‍​ ​ ‌‌​ ‌​​ ‍‌​ ‌​‌‍‌‌​‍‌‌​ ​‍​ ​‍​‍‌‌​ ‌‌‌​‌​​‍ ‍‌‍​ ‌‍​‌‌ ​‍‌‍‌​‌ ​ ​‍‌‌​ ‌‌‌​​‍‌‌ ‌‍‍ ‌‍‌‌‌ ‍‌​‍‌‌​ ​ ‌​‌​​‍‌‌​ ​ ‌​‌​​‍‌‌​ ​‍​ ​‍​ ‌‌‌‍​‍​ ​‍‌‍​‍‌‍​ ​ ‌‍​ ​‍​ ‌​​ ‌‍‌‍​‍​ ‌​‌‍‌‍​ ‌‌​ ​​​ ‍​​ ‌‌​ ‌ ‌‍​ ‌‍‌‍​ ‌​​ ​​​ ​‍‌‍​‍​ ‌‍‌‍‌​​ ​​‌‍‌‍​ ‌​​ ‍‌‌‍​ ‌‍​ ​ ‌‍​‍‌‌​ ​‍​ ​‍​‍‌‌​ ‌‌‌​‌​​‍ ‍‌‍‌​‌‍‌‌‌ ​ ‌‍​ ‌ ​‍‌‍‍‌‌ ​​‌ ‌​‌‍‍‌‌‍ ‌‍ ‍​‍ ‍‌ ‌​‌‍‌‌‌ ‍​‌ ‌​​‍‌‍‌ ​​‌‍‌‌‌ ​‍‌ ​ ‌ ​​‌‍‌‌‌‍​ ‌ ‌​‌‍‍‌‌ ‌‍‌‍‌‌​ ‌‌ ​​‌ ‌‌‌‍​‍‌‍ ​‌‍‍‌‌ ​ ‌‍‍​‌‍‌‌‌‍‌​​‍​‍‌ ‌
Co-Ed​​​​‌ ‍ ​‍​‍‌‍ ‌ ​‍‌‍‍‌‌‍‌ ‌‍‍‌‌‍ ‍​‍​‍​ ‍‍​‍​‍‌ ​ ‌‍​‌‌‍ ‍‌‍‍‌‌ ‌​‌ ‍‌​‍ ‍‌‍‍‌‌‍ ​‍​‍​‍ ​​‍​‍‌‍‍​‌ ​‍‌‍‌‌‌‍‌‍​‍​‍​ ‍‍​‍​‍‌‍‍​‌ ‌​‌ ‌​‌ ​​‌ ​ ​ ‍‍​‍ ​‍ ‌‍​ ‌‍‍​‌‍‌‌‌‍ ​‌ ​ ‌‍‌‌‌‍​‌‌ ​​‌‍‍‌‌‍‌‌‌ ​‍‌ ​ ​‍ ‍‌ ​ ‌‍​‌‌‍ ‍‌‍‍‌‌ ‌​‌ ‍‌​‍ ‍‌ ​ ‌ ‌​‌ ‌‌‌‍‌​‌‍‍‌‌‍ ​‍ ‌‍‍‌‌‍ ‍‌ ‌​‌‍‌‌‌‍ ‍‌ ‌​​‍ ‌‍‌‌‌‍‌​‌‍‍‌‌ ‌​​‍ ‌‍ ‌‌‍ ‌‍‌​‌‍‌‌​ ‌‌ ​​‌ ​‍‌‍‌‌‌ ​ ‌‍‌‌‌‍ ‍‌ ‌​‌‍​‌‌ ‌​‌‍‍‌‌‍ ‌‍ ‍​ ‍ ‌‍‍‌‌‍‌​​ ‌​ ‍​‌‍​‍​ ‍​​ ‌​​ ‌ ‌‍‌​‌‍​ ​ ‌‍​‍ ‌‌‍​ ​ ‍​‌‍​‌‌‍‌‌​‍ ‌​ ‌​​ ​​‌‍‌​​ ‌ ​‍ ‌​ ‍‌​ ‌ ‌‍‌‍​ ‌‌​‍ ‌‌‍‌‌​ ‌ ​ ​‍​ ‌​​ ​​‌‍‌‌​ ​‍​ ‌​​ ‌‌​ ‌‌​ ‍​​ ‌‍​ ‍ ‌ ‌​‌ ‍‌‌ ​​‌‍‌‌​ ‌‌ ‌‍‌‍‌‌‌‍ ‍‌ ‌‌‌‍‌‌‌‌​ ‌‍ ​‌ ‌‌‌‍‌ ‌‌​​‌‍​‌‌‍‌ ‌‍‌‌​ ‍ ‌ ​​‌‍​‌‌ ‌​‌‍‍​​ ‌‌ ​​‌‍​‌‌‍‌ ‌‍‌‌‌​​‍‌ ‌‌‌‍‍‌‌‍ ​‌‍‌​‌‍‌‌‌ ​‍​‍‌‌​ ‌‌‌​​‍‌‌ ‌‍‍ ‌‍‌‌‌ ‍‌​‍‌‌​ ​ ‌​‌​​‍‌‌​ ​ ‌​‌​​‍‌‌​ ​‍​ ​‍​ ‌​​ ​​​ ‌‍​ ‌‍​ ​‌​ ‌‌​ ‌‍‌‍​‌‌‍‌​​ ‌​​ ‍‌​ ‌‍​‍‌‌​ ​‍​ ​‍​‍‌‌​ ‌‌‌​‌​​‍ ‍‌‍‌​‌‍​‌‌ ‌​‌‍‌‌‌‌​ ‌‍‌‌‌‍​ ‌ ‌​‌‍‍‌‌‍ ‌‍ ‍‌ ​ ​‍‌‌​ ‌‌‌​​‍‌‌ ‌‍‍ ‌‍‌‌‌ ‍‌​‍‌‌​ ​ ‌​‌​​‍‌‌​ ​ ‌​‌​​‍‌‌​ ​‍​ ​‍‌‍​‌‌‍‌‍​ ​​​ ‍​​ ‍‌​ ‍‌‌‍​ ‌‍‌‍​ ​ ‌‍‌‍​ ​‌​ ‌‌​ ‍​​ ‌ ​ ‌ ‌‍​‌​ ‍​​ ​‌​ ​‍‌‍​‌‌‍​‍‌‍​ ‌‍​‌​ ‍​​ ​‍‌‍​‌‌‍​ ​ ‌‌​ ‌​​ ‍‌​ ‌​‌‍‌‌​‍‌‌​ ​‍​ ​‍​‍‌‌​ ‌‌‌​‌​​‍ ‍‌‍​ ‌‍​‌‌ ​‍‌‍‌​‌ ​ ​‍‌‌​ ‌‌‌​​‍‌‌ ‌‍‍ ‌‍‌‌‌ ‍‌​‍‌‌​ ​ ‌​‌​​‍‌‌​ ​ ‌​‌​​‍‌‌​ ​‍​ ​‍‌‍‌‍​ ‍‌‌‍‌​​ ‌‍​ ‌​​ ‌ ‌‍‌‌‌‍‌‌​ ‌‌​ ‌‍​ ‍‌​ ​‍​ ​ ​ ‍‌‌‍‌‌​ ‌‍‌‍​ ‌‍‌​​ ‌ ​ ‍​‌‍‌‍‌‍‌‌​ ​‌​ ‌‌‌‍‌‌​ ‌​​ ​‌​ ‍​‌‍‌‍​ ​‍​ ​‌‌‍​ ​‍‌‌​ ​‍​ ​‍​‍‌‌​ ‌‌‌​‌​​‍ ‍‌ ‌​‌‍‍‌‌ ‌​‌‍ ​‌‍‌‌​ ‌‍​‍‌‍​‌‌ ​ ‌‍‌‌‌‌‌‌‌ ​‍‌‍ ​​ ‌‌‍‍​‌ ‌​‌ ‌​‌ ​​‌ ​ ​‍‌‌​ ​ ‌​​‌​‍‌‌​ ​‍‌​‌‍​‍‌‌​ ​‍‌​‌‍‌‍​ ‌‍‍​‌‍‌‌‌‍ ​‌ ​ ‌‍‌‌‌‍​‌‌ ​​‌‍‍‌‌‍‌‌‌ ​‍‌ ​ ​‍ ‍‌ ​ ‌‍​‌‌‍ ‍‌‍‍‌‌ ‌​‌ ‍‌​‍ ‍‌ ​ ‌ ‌​‌ ‌‌‌‍‌​‌‍‍‌‌‍ ​‍‌‍‌‍‍‌‌‍‌​​ ‌​ ‍​‌‍​‍​ ‍​​ ‌​​ ‌ ‌‍‌​‌‍​ ​ ‌‍​‍ ‌‌‍​ ​ ‍​‌‍​‌‌‍‌‌​‍ ‌​ ‌​​ ​​‌‍‌​​ ‌ ​‍ ‌​ ‍‌​ ‌ ‌‍‌‍​ ‌‌​‍ ‌‌‍‌‌​ ‌ ​ ​‍​ ‌​​ ​​‌‍‌‌​ ​‍​ ‌​​ ‌‌​ ‌‌​ ‍​​ ‌‍​‍‌‍‌ ‌​‌ ‍‌‌ ​​‌‍‌‌​ ‌‌ ‌‍‌‍‌‌‌‍ ‍‌ ‌‌‌‍‌‌‌‌​ ‌‍ ​‌ ‌‌‌‍‌ ‌‌​​‌‍​‌‌‍‌ ‌‍‌‌​‍‌‍‌ ​​‌‍​‌‌ ‌​‌‍‍​​ ‌‌ ​​‌‍​‌‌‍‌ ‌‍‌‌‌​​‍‌ ‌‌‌‍‍‌‌‍ ​‌‍‌​‌‍‌‌‌ ​‍​‍‌‌​ ‌‌‌​​‍‌‌ ‌‍‍ ‌‍‌‌‌ ‍‌​‍‌‌​ ​ ‌​‌​​‍‌‌​ ​ ‌​‌​​‍‌‌​ ​‍​ ​‍​ ‌​​ ​​​ ‌‍​ ‌‍​ ​‌​ ‌‌​ ‌‍‌‍​‌‌‍‌​​ ‌​​ ‍‌​ ‌‍​‍‌‌​ ​‍​ ​‍​‍‌‌​ ‌‌‌​‌​​‍ ‍‌‍‌​‌‍​‌‌ ‌​‌‍‌‌‌‌​ ‌‍‌‌‌‍​ ‌ ‌​‌‍‍‌‌‍ ‌‍ ‍‌ ​ ​‍‌‌​ ‌‌‌​​‍‌‌ ‌‍‍ ‌‍‌‌‌ ‍‌​‍‌‌​ ​ ‌​‌​​‍‌‌​ ​ ‌​‌​​‍‌‌​ ​‍​ ​‍‌‍​‌‌‍‌‍​ ​​​ ‍​​ ‍‌​ ‍‌‌‍​ ‌‍‌‍​ ​ ‌‍‌‍​ ​‌​ ‌‌​ ‍​​ ‌ ​ ‌ ‌‍​‌​ ‍​​ ​‌​ ​‍‌‍​‌‌‍​‍‌‍​ ‌‍​‌​ ‍​​ ​‍‌‍​‌‌‍​ ​ ‌‌​ ‌​​ ‍‌​ ‌​‌‍‌‌​‍‌‌​ ​‍​ ​‍​‍‌‌​ ‌‌‌​‌​​‍ ‍‌‍​ ‌‍​‌‌ ​‍‌‍‌​‌ ​ ​‍‌‌​ ‌‌‌​​‍‌‌ ‌‍‍ ‌‍‌‌‌ ‍‌​‍‌‌​ ​ ‌​‌​​‍‌‌​ ​ ‌​‌​​‍‌‌​ ​‍​ ​‍‌‍‌‍​ ‍‌‌‍‌​​ ‌‍​ ‌​​ ‌ ‌‍‌‌‌‍‌‌​ ‌‌​ ‌‍​ ‍‌​ ​‍​ ​ ​ ‍‌‌‍‌‌​ ‌‍‌‍​ ‌‍‌​​ ‌ ​ ‍​‌‍‌‍‌‍‌‌​ ​‌​ ‌‌‌‍‌‌​ ‌​​ ​‌​ ‍​‌‍‌‍​ ​‍​ ​‌‌‍​ ​‍‌‌​ ​‍​ ​‍​‍‌‌​ ‌‌‌​‌​​‍ ‍‌ ‌​‌‍‍‌‌ ‌​‌‍ ​‌‍‌‌​‍‌‍‌ ​​‌‍‌‌‌ ​‍‌ ​ ‌ ​​‌‍‌‌‌‍​ ‌ ‌​‌‍‍‌‌ ‌‍‌‍‌‌​ ‌‌ ​​‌ ‌‌‌‍​‍‌‍ ​‌‍‍‌‌ ​ ‌‍‍​‌‍‌‌‌‍‌​​‍​‍‌ ‌
Blue​​​​‌ ‍ ​‍​‍‌‍ ‌ ​‍‌‍‍‌‌‍‌ ‌‍‍‌‌‍ ‍​‍​‍​ ‍‍​‍​‍‌ ​ ‌‍​‌‌‍ ‍‌‍‍‌‌ ‌​‌ ‍‌​‍ ‍‌‍‍‌‌‍ ​‍​‍​‍ ​​‍​‍‌‍‍​‌ ​‍‌‍‌‌‌‍‌‍​‍​‍​ ‍‍​‍​‍‌‍‍​‌ ‌​‌ ‌​‌ ​​‌ ​ ​ ‍‍​‍ ​‍ ‌‍​ ‌‍‍​‌‍‌‌‌‍ ​‌ ​ ‌‍‌‌‌‍​‌‌ ​​‌‍‍‌‌‍‌‌‌ ​‍‌ ​ ​‍ ‍‌ ​ ‌‍​‌‌‍ ‍‌‍‍‌‌ ‌​‌ ‍‌​‍ ‍‌ ​ ‌ ‌​‌ ‌‌‌‍‌​‌‍‍‌‌‍ ​‍ ‌‍‍‌‌‍ ‍‌ ‌​‌‍‌‌‌‍ ‍‌ ‌​​‍ ‌‍‌‌‌‍‌​‌‍‍‌‌ ‌​​‍ ‌‍ ‌‌‍ ‌‍‌​‌‍‌‌​ ‌‌ ​​‌ ​‍‌‍‌‌‌ ​ ‌‍‌‌‌‍ ‍‌ ‌​‌‍​‌‌ ‌​‌‍‍‌‌‍ ‌‍ ‍​ ‍ ‌‍‍‌‌‍‌​​ ‌​ ‍​‌‍​‍​ ‍​​ ‌​​ ‌ ‌‍‌​‌‍​ ​ ‌‍​‍ ‌‌‍​ ​ ‍​‌‍​‌‌‍‌‌​‍ ‌​ ‌​​ ​​‌‍‌​​ ‌ ​‍ ‌​ ‍‌​ ‌ ‌‍‌‍​ ‌‌​‍ ‌‌‍‌‌​ ‌ ​ ​‍​ ‌​​ ​​‌‍‌‌​ ​‍​ ‌​​ ‌‌​ ‌‌​ ‍​​ ‌‍​ ‍ ‌ ‌​‌ ‍‌‌ ​​‌‍‌‌​ ‌‌ ‌‍‌‍‌‌‌‍ ‍‌ ‌‌‌‍‌‌‌‌​ ‌‍ ​‌ ‌‌‌‍‌ ‌‌​​‌‍​‌‌‍‌ ‌‍‌‌​ ‍ ‌ ​​‌‍​‌‌ ‌​‌‍‍​​ ‌‌ ​​‌‍​‌‌‍‌ ‌‍‌‌‌​​‍‌ ‌‌‌‍‍‌‌‍ ​‌‍‌​‌‍‌‌‌ ​‍​‍‌‌​ ‌‌‌​​‍‌‌ ‌‍‍ ‌‍‌‌‌ ‍‌​‍‌‌​ ​ ‌​‌​​‍‌‌​ ​ ‌​‌​​‍‌‌​ ​‍​ ​‍​ ‌​​ ​​​ ‌‍​ ‌‍​ ​‌​ ‌‌​ ‌‍‌‍​‌‌‍‌​​ ‌​​ ‍‌​ ‌‍​‍‌‌​ ​‍​ ​‍​‍‌‌​ ‌‌‌​‌​​‍ ‍‌‍‌​‌‍​‌‌ ‌​‌‍‌‌‌‌​ ‌‍‌‌‌‍​ ‌ ‌​‌‍‍‌‌‍ ‌‍ ‍‌ ​ ​‍‌‌​ ‌‌‌​​‍‌‌ ‌‍‍ ‌‍‌‌‌ ‍‌​‍‌‌​ ​ ‌​‌​​‍‌‌​ ​ ‌​‌​​‍‌‌​ ​‍​ ​‍‌‍​‌‌‍‌‍​ ​​​ ‍​​ ‍‌​ ‍‌‌‍​ ‌‍‌‍​ ​ ‌‍‌‍​ ​‌​ ‌‌​ ‍​​ ‌ ​ ‌ ‌‍​‌​ ‍​​ ​‌​ ​‍‌‍​‌‌‍​‍‌‍​ ‌‍​‌​ ‍​​ ​‍‌‍​‌‌‍​ ​ ‌‌​ ‌​​ ‍‌​ ‌​‌‍‌‌​‍‌‌​ ​‍​ ​‍​‍‌‌​ ‌‌‌​‌​​‍ ‍‌‍​ ‌‍​‌‌ ​‍‌‍‌​‌ ​ ​‍‌‌​ ‌‌‌​​‍‌‌ ‌‍‍ ‌‍‌‌‌ ‍‌​‍‌‌​ ​ ‌​‌​​‍‌‌​ ​ ‌​‌​​‍‌‌​ ​‍​ ​‍‌‍‌‍​ ‍‌‌‍‌​​ ‌‍​ ‌​​ ‌ ‌‍‌‌‌‍‌‌​ ‌‌​ ‌‍​ ‍‌​ ​‍​ ​ ​ ‍‌‌‍‌‌​ ‌‍‌‍​ ‌‍‌​​ ‌ ​ ‍​‌‍‌‍‌‍‌‌​ ​‌​ ‌‌‌‍‌‌​ ‌​​ ​‌​ ‍​‌‍‌‍​ ​‍​ ​‌‌‍​ ​‍‌‌​ ​‍​ ​‍​‍‌‌​ ‌‌‌​‌​​‍ ‍‌‍‌​‌‍‌‌‌ ​ ‌‍​ ‌ ​‍‌‍‍‌‌ ​​‌ ‌​‌‍‍‌‌‍ ‌‍ ‍​‍ ‍‌ ‌​‌‍‌‌‌ ‍​‌ ‌​​ ‌‍​‍‌‍​‌‌ ​ ‌‍‌‌‌‌‌‌‌ ​‍‌‍ ​​ ‌‌‍‍​‌ ‌​‌ ‌​‌ ​​‌ ​ ​‍‌‌​ ​ ‌​​‌​‍‌‌​ ​‍‌​‌‍​‍‌‌​ ​‍‌​‌‍‌‍​ ‌‍‍​‌‍‌‌‌‍ ​‌ ​ ‌‍‌‌‌‍​‌‌ ​​‌‍‍‌‌‍‌‌‌ ​‍‌ ​ ​‍ ‍‌ ​ ‌‍​‌‌‍ ‍‌‍‍‌‌ ‌​‌ ‍‌​‍ ‍‌ ​ ‌ ‌​‌ ‌‌‌‍‌​‌‍‍‌‌‍ ​‍‌‍‌‍‍‌‌‍‌​​ ‌​ ‍​‌‍​‍​ ‍​​ ‌​​ ‌ ‌‍‌​‌‍​ ​ ‌‍​‍ ‌‌‍​ ​ ‍​‌‍​‌‌‍‌‌​‍ ‌​ ‌​​ ​​‌‍‌​​ ‌ ​‍ ‌​ ‍‌​ ‌ ‌‍‌‍​ ‌‌​‍ ‌‌‍‌‌​ ‌ ​ ​‍​ ‌​​ ​​‌‍‌‌​ ​‍​ ‌​​ ‌‌​ ‌‌​ ‍​​ ‌‍​‍‌‍‌ ‌​‌ ‍‌‌ ​​‌‍‌‌​ ‌‌ ‌‍‌‍‌‌‌‍ ‍‌ ‌‌‌‍‌‌‌‌​ ‌‍ ​‌ ‌‌‌‍‌ ‌‌​​‌‍​‌‌‍‌ ‌‍‌‌​‍‌‍‌ ​​‌‍​‌‌ ‌​‌‍‍​​ ‌‌ ​​‌‍​‌‌‍‌ ‌‍‌‌‌​​‍‌ ‌‌‌‍‍‌‌‍ ​‌‍‌​‌‍‌‌‌ ​‍​‍‌‌​ ‌‌‌​​‍‌‌ ‌‍‍ ‌‍‌‌‌ ‍‌​‍‌‌​ ​ ‌​‌​​‍‌‌​ ​ ‌​‌​​‍‌‌​ ​‍​ ​‍​ ‌​​ ​​​ ‌‍​ ‌‍​ ​‌​ ‌‌​ ‌‍‌‍​‌‌‍‌​​ ‌​​ ‍‌​ ‌‍​‍‌‌​ ​‍​ ​‍​‍‌‌​ ‌‌‌​‌​​‍ ‍‌‍‌​‌‍​‌‌ ‌​‌‍‌‌‌‌​ ‌‍‌‌‌‍​ ‌ ‌​‌‍‍‌‌‍ ‌‍ ‍‌ ​ ​‍‌‌​ ‌‌‌​​‍‌‌ ‌‍‍ ‌‍‌‌‌ ‍‌​‍‌‌​ ​ ‌​‌​​‍‌‌​ ​ ‌​‌​​‍‌‌​ ​‍​ ​‍‌‍​‌‌‍‌‍​ ​​​ ‍​​ ‍‌​ ‍‌‌‍​ ‌‍‌‍​ ​ ‌‍‌‍​ ​‌​ ‌‌​ ‍​​ ‌ ​ ‌ ‌‍​‌​ ‍​​ ​‌​ ​‍‌‍​‌‌‍​‍‌‍​ ‌‍​‌​ ‍​​ ​‍‌‍​‌‌‍​ ​ ‌‌​ ‌​​ ‍‌​ ‌​‌‍‌‌​‍‌‌​ ​‍​ ​‍​‍‌‌​ ‌‌‌​‌​​‍ ‍‌‍​ ‌‍​‌‌ ​‍‌‍‌​‌ ​ ​‍‌‌​ ‌‌‌​​‍‌‌ ‌‍‍ ‌‍‌‌‌ ‍‌​‍‌‌​ ​ ‌​‌​​‍‌‌​ ​ ‌​‌​​‍‌‌​ ​‍​ ​‍‌‍‌‍​ ‍‌‌‍‌​​ ‌‍​ ‌​​ ‌ ‌‍‌‌‌‍‌‌​ ‌‌​ ‌‍​ ‍‌​ ​‍​ ​ ​ ‍‌‌‍‌‌​ ‌‍‌‍​ ‌‍‌​​ ‌ ​ ‍​‌‍‌‍‌‍‌‌​ ​‌​ ‌‌‌‍‌‌​ ‌​​ ​‌​ ‍​‌‍‌‍​ ​‍​ ​‌‌‍​ ​‍‌‌​ ​‍​ ​‍​‍‌‌​ ‌‌‌​‌​​‍ ‍‌‍‌​‌‍‌‌‌ ​ ‌‍​ ‌ ​‍‌‍‍‌‌ ​​‌ ‌​‌‍‍‌‌‍ ‌‍ ‍​‍ ‍‌ ‌​‌‍‌‌‌ ‍​‌ ‌​​‍‌‍‌ ​​‌‍‌‌‌ ​‍‌ ​ ‌ ​​‌‍‌‌‌‍​ ‌ ‌​‌‍‍‌‌ ‌‍‌‍‌‌​ ‌‌ ​​‌ ‌‌‌‍​‍‌‍ ​‌‍‍‌‌ ​ ‌‍‍​‌‍‌‌‌‍‌​​‍​‍‌ ‌
Co-Ed​​​​‌ ‍ ​‍​‍‌‍ ‌ ​‍‌‍‍‌‌‍‌ ‌‍‍‌‌‍ ‍​‍​‍​ ‍‍​‍​‍‌ ​ ‌‍​‌‌‍ ‍‌‍‍‌‌ ‌​‌ ‍‌​‍ ‍‌‍‍‌‌‍ ​‍​‍​‍ ​​‍​‍‌‍‍​‌ ​‍‌‍‌‌‌‍‌‍​‍​‍​ ‍‍​‍​‍‌‍‍​‌ ‌​‌ ‌​‌ ​​‌ ​ ​ ‍‍​‍ ​‍ ‌‍​ ‌‍‍​‌‍‌‌‌‍ ​‌ ​ ‌‍‌‌‌‍​‌‌ ​​‌‍‍‌‌‍‌‌‌ ​‍‌ ​ ​‍ ‍‌ ​ ‌‍​‌‌‍ ‍‌‍‍‌‌ ‌​‌ ‍‌​‍ ‍‌ ​ ‌ ‌​‌ ‌‌‌‍‌​‌‍‍‌‌‍ ​‍ ‌‍‍‌‌‍ ‍‌ ‌​‌‍‌‌‌‍ ‍‌ ‌​​‍ ‌‍‌‌‌‍‌​‌‍‍‌‌ ‌​​‍ ‌‍ ‌‌‍ ‌‍‌​‌‍‌‌​ ‌‌ ​​‌ ​‍‌‍‌‌‌ ​ ‌‍‌‌‌‍ ‍‌ ‌​‌‍​‌‌ ‌​‌‍‍‌‌‍ ‌‍ ‍​ ‍ ‌‍‍‌‌‍‌​​ ‌​ ‍​‌‍​‍​ ‍​​ ‌​​ ‌ ‌‍‌​‌‍​ ​ ‌‍​‍ ‌‌‍​ ​ ‍​‌‍​‌‌‍‌‌​‍ ‌​ ‌​​ ​​‌‍‌​​ ‌ ​‍ ‌​ ‍‌​ ‌ ‌‍‌‍​ ‌‌​‍ ‌‌‍‌‌​ ‌ ​ ​‍​ ‌​​ ​​‌‍‌‌​ ​‍​ ‌​​ ‌‌​ ‌‌​ ‍​​ ‌‍​ ‍ ‌ ‌​‌ ‍‌‌ ​​‌‍‌‌​ ‌‌ ‌‍‌‍‌‌‌‍ ‍‌ ‌‌‌‍‌‌‌‌​ ‌‍ ​‌ ‌‌‌‍‌ ‌‌​​‌‍​‌‌‍‌ ‌‍‌‌​ ‍ ‌ ​​‌‍​‌‌ ‌​‌‍‍​​ ‌‌ ​​‌‍​‌‌‍‌ ‌‍‌‌‌​​‍‌ ‌‌‌‍‍‌‌‍ ​‌‍‌​‌‍‌‌‌ ​‍​‍‌‌​ ‌‌‌​​‍‌‌ ‌‍‍ ‌‍‌‌‌ ‍‌​‍‌‌​ ​ ‌​‌​​‍‌‌​ ​ ‌​‌​​‍‌‌​ ​‍​ ​‍​ ‌​​ ​​​ ‌‍​ ‌‍​ ​‌​ ‌‌​ ‌‍‌‍​‌‌‍‌​​ ‌​​ ‍‌​ ‌‍​‍‌‌​ ​‍​ ​‍​‍‌‌​ ‌‌‌​‌​​‍ ‍‌‍‌​‌‍​‌‌ ‌​‌‍‌‌‌‌​ ‌‍‌‌‌‍​ ‌ ‌​‌‍‍‌‌‍ ‌‍ ‍‌ ​ ​‍‌‌​ ‌‌‌​​‍‌‌ ‌‍‍ ‌‍‌‌‌ ‍‌​‍‌‌​ ​ ‌​‌​​‍‌‌​ ​ ‌​‌​​‍‌‌​ ​‍​ ​‍‌‍​‌‌‍‌‍​ ​​​ ‍​​ ‍‌​ ‍‌‌‍​ ‌‍‌‍​ ​ ‌‍‌‍​ ​‌​ ‌‌​ ‍​​ ‌ ​ ‌ ‌‍​‌​ ‍​​ ​‌​ ​‍‌‍​‌‌‍​‍‌‍​ ‌‍​‌​ ‍​​ ​‍‌‍​‌‌‍​ ​ ‌‌​ ‌​​ ‍‌​ ‌​‌‍‌‌​‍‌‌​ ​‍​ ​‍​‍‌‌​ ‌‌‌​‌​​‍ ‍‌‍​ ‌‍​‌‌ ​‍‌‍‌​‌ ​ ​‍‌‌​ ‌‌‌​​‍‌‌ ‌‍‍ ‌‍‌‌‌ ‍‌​‍‌‌​ ​ ‌​‌​​‍‌‌​ ​ ‌​‌​​‍‌‌​ ​‍​ ​‍‌‍‌​​ ​ ​ ‌ ​ ​ ​ ‍‌​ ‌‌​ ​‍​ ​‌​ ‍‌‌‍‌‍​ ‍​​ ‌​​ ​ ​ ‍‌‌‍​ ​ ‌ ​ ‌‌​ ‌‍​ ‍​‌‍​‌​ ‍​​ ‌ ​ ‌‍‌‍​‌​ ‌ ​ ‌‌​ ‌‍​ ‍​‌‍‌​‌‍​‍​ ‌‌​ ‌​​‍‌‌​ ​‍​ ​‍​‍‌‌​ ‌‌‌​‌​​‍ ‍‌ ‌​‌‍‍‌‌ ‌​‌‍ ​‌‍‌‌​ ‌‍​‍‌‍​‌‌ ​ ‌‍‌‌‌‌‌‌‌ ​‍‌‍ ​​ ‌‌‍‍​‌ ‌​‌ ‌​‌ ​​‌ ​ ​‍‌‌​ ​ ‌​​‌​‍‌‌​ ​‍‌​‌‍​‍‌‌​ ​‍‌​‌‍‌‍​ ‌‍‍​‌‍‌‌‌‍ ​‌ ​ ‌‍‌‌‌‍​‌‌ ​​‌‍‍‌‌‍‌‌‌ ​‍‌ ​ ​‍ ‍‌ ​ ‌‍​‌‌‍ ‍‌‍‍‌‌ ‌​‌ ‍‌​‍ ‍‌ ​ ‌ ‌​‌ ‌‌‌‍‌​‌‍‍‌‌‍ ​‍‌‍‌‍‍‌‌‍‌​​ ‌​ ‍​‌‍​‍​ ‍​​ ‌​​ ‌ ‌‍‌​‌‍​ ​ ‌‍​‍ ‌‌‍​ ​ ‍​‌‍​‌‌‍‌‌​‍ ‌​ ‌​​ ​​‌‍‌​​ ‌ ​‍ ‌​ ‍‌​ ‌ ‌‍‌‍​ ‌‌​‍ ‌‌‍‌‌​ ‌ ​ ​‍​ ‌​​ ​​‌‍‌‌​ ​‍​ ‌​​ ‌‌​ ‌‌​ ‍​​ ‌‍​‍‌‍‌ ‌​‌ ‍‌‌ ​​‌‍‌‌​ ‌‌ ‌‍‌‍‌‌‌‍ ‍‌ ‌‌‌‍‌‌‌‌​ ‌‍ ​‌ ‌‌‌‍‌ ‌‌​​‌‍​‌‌‍‌ ‌‍‌‌​‍‌‍‌ ​​‌‍​‌‌ ‌​‌‍‍​​ ‌‌ ​​‌‍​‌‌‍‌ ‌‍‌‌‌​​‍‌ ‌‌‌‍‍‌‌‍ ​‌‍‌​‌‍‌‌‌ ​‍​‍‌‌​ ‌‌‌​​‍‌‌ ‌‍‍ ‌‍‌‌‌ ‍‌​‍‌‌​ ​ ‌​‌​​‍‌‌​ ​ ‌​‌​​‍‌‌​ ​‍​ ​‍​ ‌​​ ​​​ ‌‍​ ‌‍​ ​‌​ ‌‌​ ‌‍‌‍​‌‌‍‌​​ ‌​​ ‍‌​ ‌‍​‍‌‌​ ​‍​ ​‍​‍‌‌​ ‌‌‌​‌​​‍ ‍‌‍‌​‌‍​‌‌ ‌​‌‍‌‌‌‌​ ‌‍‌‌‌‍​ ‌ ‌​‌‍‍‌‌‍ ‌‍ ‍‌ ​ ​‍‌‌​ ‌‌‌​​‍‌‌ ‌‍‍ ‌‍‌‌‌ ‍‌​‍‌‌​ ​ ‌​‌​​‍‌‌​ ​ ‌​‌​​‍‌‌​ ​‍​ ​‍‌‍​‌‌‍‌‍​ ​​​ ‍​​ ‍‌​ ‍‌‌‍​ ‌‍‌‍​ ​ ‌‍‌‍​ ​‌​ ‌‌​ ‍​​ ‌ ​ ‌ ‌‍​‌​ ‍​​ ​‌​ ​‍‌‍​‌‌‍​‍‌‍​ ‌‍​‌​ ‍​​ ​‍‌‍​‌‌‍​ ​ ‌‌​ ‌​​ ‍‌​ ‌​‌‍‌‌​‍‌‌​ ​‍​ ​‍​‍‌‌​ ‌‌‌​‌​​‍ ‍‌‍​ ‌‍​‌‌ ​‍‌‍‌​‌ ​ ​‍‌‌​ ‌‌‌​​‍‌‌ ‌‍‍ ‌‍‌‌‌ ‍‌​‍‌‌​ ​ ‌​‌​​‍‌‌​ ​ ‌​‌​​‍‌‌​ ​‍​ ​‍‌‍‌​​ ​ ​ ‌ ​ ​ ​ ‍‌​ ‌‌​ ​‍​ ​‌​ ‍‌‌‍‌‍​ ‍​​ ‌​​ ​ ​ ‍‌‌‍​ ​ ‌ ​ ‌‌​ ‌‍​ ‍​‌‍​‌​ ‍​​ ‌ ​ ‌‍‌‍​‌​ ‌ ​ ‌‌​ ‌‍​ ‍​‌‍‌​‌‍​‍​ ‌‌​ ‌​​‍‌‌​ ​‍​ ​‍​‍‌‌​ ‌‌‌​‌​​‍ ‍‌ ‌​‌‍‍‌‌ ‌​‌‍ ​‌‍‌‌​‍‌‍‌ ​​‌‍‌‌‌ ​‍‌ ​ ‌ ​​‌‍‌‌‌‍​ ‌ ‌​‌‍‍‌‌ ‌‍‌‍‌‌​ ‌‌ ​​‌ ‌‌‌‍​‍‌‍ ​‌‍‍‌‌ ​ ‌‍‍​‌‍‌‌‌‍‌​​‍​‍‌ ‌
Green​​​​‌ ‍ ​‍​‍‌‍ ‌ ​‍‌‍‍‌‌‍‌ ‌‍‍‌‌‍ ‍​‍​‍​ ‍‍​‍​‍‌ ​ ‌‍​‌‌‍ ‍‌‍‍‌‌ ‌​‌ ‍‌​‍ ‍‌‍‍‌‌‍ ​‍​‍​‍ ​​‍​‍‌‍‍​‌ ​‍‌‍‌‌‌‍‌‍​‍​‍​ ‍‍​‍​‍‌‍‍​‌ ‌​‌ ‌​‌ ​​‌ ​ ​ ‍‍​‍ ​‍ ‌‍​ ‌‍‍​‌‍‌‌‌‍ ​‌ ​ ‌‍‌‌‌‍​‌‌ ​​‌‍‍‌‌‍‌‌‌ ​‍‌ ​ ​‍ ‍‌ ​ ‌‍​‌‌‍ ‍‌‍‍‌‌ ‌​‌ ‍‌​‍ ‍‌ ​ ‌ ‌​‌ ‌‌‌‍‌​‌‍‍‌‌‍ ​‍ ‌‍‍‌‌‍ ‍‌ ‌​‌‍‌‌‌‍ ‍‌ ‌​​‍ ‌‍‌‌‌‍‌​‌‍‍‌‌ ‌​​‍ ‌‍ ‌‌‍ ‌‍‌​‌‍‌‌​ ‌‌ ​​‌ ​‍‌‍‌‌‌ ​ ‌‍‌‌‌‍ ‍‌ ‌​‌‍​‌‌ ‌​‌‍‍‌‌‍ ‌‍ ‍​ ‍ ‌‍‍‌‌‍‌​​ ‌​ ‍​‌‍​‍​ ‍​​ ‌​​ ‌ ‌‍‌​‌‍​ ​ ‌‍​‍ ‌‌‍​ ​ ‍​‌‍​‌‌‍‌‌​‍ ‌​ ‌​​ ​​‌‍‌​​ ‌ ​‍ ‌​ ‍‌​ ‌ ‌‍‌‍​ ‌‌​‍ ‌‌‍‌‌​ ‌ ​ ​‍​ ‌​​ ​​‌‍‌‌​ ​‍​ ‌​​ ‌‌​ ‌‌​ ‍​​ ‌‍​ ‍ ‌ ‌​‌ ‍‌‌ ​​‌‍‌‌​ ‌‌ ‌‍‌‍‌‌‌‍ ‍‌ ‌‌‌‍‌‌‌‌​ ‌‍ ​‌ ‌‌‌‍‌ ‌‌​​‌‍​‌‌‍‌ ‌‍‌‌​ ‍ ‌ ​​‌‍​‌‌ ‌​‌‍‍​​ ‌‌ ​​‌‍​‌‌‍‌ ‌‍‌‌‌​​‍‌ ‌‌‌‍‍‌‌‍ ​‌‍‌​‌‍‌‌‌ ​‍​‍‌‌​ ‌‌‌​​‍‌‌ ‌‍‍ ‌‍‌‌‌ ‍‌​‍‌‌​ ​ ‌​‌​​‍‌‌​ ​ ‌​‌​​‍‌‌​ ​‍​ ​‍​ ‌​​ ​​​ ‌‍​ ‌‍​ ​‌​ ‌‌​ ‌‍‌‍​‌‌‍‌​​ ‌​​ ‍‌​ ‌‍​‍‌‌​ ​‍​ ​‍​‍‌‌​ ‌‌‌​‌​​‍ ‍‌‍‌​‌‍​‌‌ ‌​‌‍‌‌‌‌​ ‌‍‌‌‌‍​ ‌ ‌​‌‍‍‌‌‍ ‌‍ ‍‌ ​ ​‍‌‌​ ‌‌‌​​‍‌‌ ‌‍‍ ‌‍‌‌‌ ‍‌​‍‌‌​ ​ ‌​‌​​‍‌‌​ ​ ‌​‌​​‍‌‌​ ​‍​ ​‍‌‍​‌‌‍‌‍​ ​​​ ‍​​ ‍‌​ ‍‌‌‍​ ‌‍‌‍​ ​ ‌‍‌‍​ ​‌​ ‌‌​ ‍​​ ‌ ​ ‌ ‌‍​‌​ ‍​​ ​‌​ ​‍‌‍​‌‌‍​‍‌‍​ ‌‍​‌​ ‍​​ ​‍‌‍​‌‌‍​ ​ ‌‌​ ‌​​ ‍‌​ ‌​‌‍‌‌​‍‌‌​ ​‍​ ​‍​‍‌‌​ ‌‌‌​‌​​‍ ‍‌‍​ ‌‍​‌‌ ​‍‌‍‌​‌ ​ ​‍‌‌​ ‌‌‌​​‍‌‌ ‌‍‍ ‌‍‌‌‌ ‍‌​‍‌‌​ ​ ‌​‌​​‍‌‌​ ​ ‌​‌​​‍‌‌​ ​‍​ ​‍‌‍‌​​ ​ ​ ‌ ​ ​ ​ ‍‌​ ‌‌​ ​‍​ ​‌​ ‍‌‌‍‌‍​ ‍​​ ‌​​ ​ ​ ‍‌‌‍​ ​ ‌ ​ ‌‌​ ‌‍​ ‍​‌‍​‌​ ‍​​ ‌ ​ ‌‍‌‍​‌​ ‌ ​ ‌‌​ ‌‍​ ‍​‌‍‌​‌‍​‍​ ‌‌​ ‌​​‍‌‌​ ​‍​ ​‍​‍‌‌​ ‌‌‌​‌​​‍ ‍‌‍‌​‌‍‌‌‌ ​ ‌‍​ ‌ ​‍‌‍‍‌‌ ​​‌ ‌​‌‍‍‌‌‍ ‌‍ ‍​‍ ‍‌ ‌​‌‍‌‌‌ ‍​‌ ‌​​ ‌‍​‍‌‍​‌‌ ​ ‌‍‌‌‌‌‌‌‌ ​‍‌‍ ​​ ‌‌‍‍​‌ ‌​‌ ‌​‌ ​​‌ ​ ​‍‌‌​ ​ ‌​​‌​‍‌‌​ ​‍‌​‌‍​‍‌‌​ ​‍‌​‌‍‌‍​ ‌‍‍​‌‍‌‌‌‍ ​‌ ​ ‌‍‌‌‌‍​‌‌ ​​‌‍‍‌‌‍‌‌‌ ​‍‌ ​ ​‍ ‍‌ ​ ‌‍​‌‌‍ ‍‌‍‍‌‌ ‌​‌ ‍‌​‍ ‍‌ ​ ‌ ‌​‌ ‌‌‌‍‌​‌‍‍‌‌‍ ​‍‌‍‌‍‍‌‌‍‌​​ ‌​ ‍​‌‍​‍​ ‍​​ ‌​​ ‌ ‌‍‌​‌‍​ ​ ‌‍​‍ ‌‌‍​ ​ ‍​‌‍​‌‌‍‌‌​‍ ‌​ ‌​​ ​​‌‍‌​​ ‌ ​‍ ‌​ ‍‌​ ‌ ‌‍‌‍​ ‌‌​‍ ‌‌‍‌‌​ ‌ ​ ​‍​ ‌​​ ​​‌‍‌‌​ ​‍​ ‌​​ ‌‌​ ‌‌​ ‍​​ ‌‍​‍‌‍‌ ‌​‌ ‍‌‌ ​​‌‍‌‌​ ‌‌ ‌‍‌‍‌‌‌‍ ‍‌ ‌‌‌‍‌‌‌‌​ ‌‍ ​‌ ‌‌‌‍‌ ‌‌​​‌‍​‌‌‍‌ ‌‍‌‌​‍‌‍‌ ​​‌‍​‌‌ ‌​‌‍‍​​ ‌‌ ​​‌‍​‌‌‍‌ ‌‍‌‌‌​​‍‌ ‌‌‌‍‍‌‌‍ ​‌‍‌​‌‍‌‌‌ ​‍​‍‌‌​ ‌‌‌​​‍‌‌ ‌‍‍ ‌‍‌‌‌ ‍‌​‍‌‌​ ​ ‌​‌​​‍‌‌​ ​ ‌​‌​​‍‌‌​ ​‍​ ​‍​ ‌​​ ​​​ ‌‍​ ‌‍​ ​‌​ ‌‌​ ‌‍‌‍​‌‌‍‌​​ ‌​​ ‍‌​ ‌‍​‍‌‌​ ​‍​ ​‍​‍‌‌​ ‌‌‌​‌​​‍ ‍‌‍‌​‌‍​‌‌ ‌​‌‍‌‌‌‌​ ‌‍‌‌‌‍​ ‌ ‌​‌‍‍‌‌‍ ‌‍ ‍‌ ​ ​‍‌‌​ ‌‌‌​​‍‌‌ ‌‍‍ ‌‍‌‌‌ ‍‌​‍‌‌​ ​ ‌​‌​​‍‌‌​ ​ ‌​‌​​‍‌‌​ ​‍​ ​‍‌‍​‌‌‍‌‍​ ​​​ ‍​​ ‍‌​ ‍‌‌‍​ ‌‍‌‍​ ​ ‌‍‌‍​ ​‌​ ‌‌​ ‍​​ ‌ ​ ‌ ‌‍​‌​ ‍​​ ​‌​ ​‍‌‍​‌‌‍​‍‌‍​ ‌‍​‌​ ‍​​ ​‍‌‍​‌‌‍​ ​ ‌‌​ ‌​​ ‍‌​ ‌​‌‍‌‌​‍‌‌​ ​‍​ ​‍​‍‌‌​ ‌‌‌​‌​​‍ ‍‌‍​ ‌‍​‌‌ ​‍‌‍‌​‌ ​ ​‍‌‌​ ‌‌‌​​‍‌‌ ‌‍‍ ‌‍‌‌‌ ‍‌​‍‌‌​ ​ ‌​‌​​‍‌‌​ ​ ‌​‌​​‍‌‌​ ​‍​ ​‍‌‍‌​​ ​ ​ ‌ ​ ​ ​ ‍‌​ ‌‌​ ​‍​ ​‌​ ‍‌‌‍‌‍​ ‍​​ ‌​​ ​ ​ ‍‌‌‍​ ​ ‌ ​ ‌‌​ ‌‍​ ‍​‌‍​‌​ ‍​​ ‌ ​ ‌‍‌‍​‌​ ‌ ​ ‌‌​ ‌‍​ ‍​‌‍‌​‌‍​‍​ ‌‌​ ‌​​‍‌‌​ ​‍​ ​‍​‍‌‌​ ‌‌‌​‌​​‍ ‍‌‍‌​‌‍‌‌‌ ​ ‌‍​ ‌ ​‍‌‍‍‌‌ ​​‌ ‌​‌‍‍‌‌‍ ‌‍ ‍​‍ ‍‌ ‌​‌‍‌‌‌ ‍​‌ ‌​​‍‌‍‌ ​​‌‍‌‌‌ ​‍‌ ​ ‌ ​​‌‍‌‌‌‍​ ‌ ‌​‌‍‍‌‌ ‌‍‌‍‌‌​ ‌‌ ​​‌ ‌‌‌‍​‍‌‍ ​‌‍‍‌‌ ​ ‌‍‍​‌‍‌‌‌‍‌​​‍​‍‌ ‌
Mon, October 28, 2024
Co-Ed​​​​‌ ‍ ​‍​‍‌‍ ‌ ​‍‌‍‍‌‌‍‌ ‌‍‍‌‌‍ ‍​‍​‍​ ‍‍​‍​‍‌ ​ ‌‍​‌‌‍ ‍‌‍‍‌‌ ‌​‌ ‍‌​‍ ‍‌‍‍‌‌‍ ​‍​‍​‍ ​​‍​‍‌‍‍​‌ ​‍‌‍‌‌‌‍‌‍​‍​‍​ ‍‍​‍​‍‌‍‍​‌ ‌​‌ ‌​‌ ​​‌ ​ ​ ‍‍​‍ ​‍ ‌‍​ ‌‍‍​‌‍‌‌‌‍ ​‌ ​ ‌‍‌‌‌‍​‌‌ ​​‌‍‍‌‌‍‌‌‌ ​‍‌ ​ ​‍ ‍‌ ​ ‌‍​‌‌‍ ‍‌‍‍‌‌ ‌​‌ ‍‌​‍ ‍‌ ​ ‌ ‌​‌ ‌‌‌‍‌​‌‍‍‌‌‍ ​‍ ‌‍‍‌‌‍ ‍‌ ‌​‌‍‌‌‌‍ ‍‌ ‌​​‍ ‌‍‌‌‌‍‌​‌‍‍‌‌ ‌​​‍ ‌‍ ‌‌‍ ‌‍‌​‌‍‌‌​ ‌‌ ​​‌ ​‍‌‍‌‌‌ ​ ‌‍‌‌‌‍ ‍‌ ‌​‌‍​‌‌ ‌​‌‍‍‌‌‍ ‌‍ ‍​ ‍ ‌‍‍‌‌‍‌​​ ‌​ ‍​‌‍​‍​ ‍​​ ‌​​ ‌ ‌‍‌​‌‍​ ​ ‌‍​‍ ‌‌‍​ ​ ‍​‌‍​‌‌‍‌‌​‍ ‌​ ‌​​ ​​‌‍‌​​ ‌ ​‍ ‌​ ‍‌​ ‌ ‌‍‌‍​ ‌‌​‍ ‌‌‍‌‌​ ‌ ​ ​‍​ ‌​​ ​​‌‍‌‌​ ​‍​ ‌​​ ‌‌​ ‌‌​ ‍​​ ‌‍​ ‍ ‌ ‌​‌ ‍‌‌ ​​‌‍‌‌​ ‌‌ ‌‍‌‍‌‌‌‍ ‍‌ ‌‌‌‍‌‌‌‌​ ‌‍ ​‌ ‌‌‌‍‌ ‌‌​​‌‍​‌‌‍‌ ‌‍‌‌​ ‍ ‌ ​​‌‍​‌‌ ‌​‌‍‍​​ ‌‌ ​​‌‍​‌‌‍‌ ‌‍‌‌‌​​‍‌ ‌‌‌‍‍‌‌‍ ​‌‍‌​‌‍‌‌‌ ​‍​‍‌‌​ ‌‌‌​​‍‌‌ ‌‍‍ ‌‍‌‌‌ ‍‌​‍‌‌​ ​ ‌​‌​​‍‌‌​ ​ ‌​‌​​‍‌‌​ ​‍​ ​‍​ ‌​​ ​​​ ‌‍​ ‌‍​ ​‌​ ‌‌​ ‌‍‌‍​‌‌‍‌​​ ‌​​ ‍‌​ ‌‍​‍‌‌​ ​‍​ ​‍​‍‌‌​ ‌‌‌​‌​​‍ ‍‌‍‌​‌‍​‌‌ ‌​‌‍‌‌‌‌​ ‌‍‌‌‌‍​ ‌ ‌​‌‍‍‌‌‍ ‌‍ ‍‌ ​ ​‍‌‌​ ‌‌‌​​‍‌‌ ‌‍‍ ‌‍‌‌‌ ‍‌​‍‌‌​ ​ ‌​‌​​‍‌‌​ ​ ‌​‌​​‍‌‌​ ​‍​ ​‍‌‍​‌‌‍‌‍​ ​​​ ‍​​ ‍‌​ ‍‌‌‍​ ‌‍‌‍​ ​ ‌‍‌‍​ ​‌​ ‌‌​ ‍​​ ‌ ​ ‌ ‌‍​‌​ ‍​​ ​‌​ ​‍‌‍​‌‌‍​‍‌‍​ ‌‍​‌​ ‍​​ ​‍‌‍​‌‌‍​ ​ ‌‌​ ‌​​ ‍‌​ ‌​‌‍‌‌​‍‌‌​ ​‍​ ​‍​‍‌‌​ ‌‌‌​‌​​‍ ‍‌‍‌​‌‍​‌‌ ‌​‌‍‌‌‌​ ‍‌‍​‌‌‍ ‌‌‍‌‌​ ‌‍​‍‌‍​‌‌ ​ ‌‍‌‌‌‌‌‌‌ ​‍‌‍ ​​ ‌‌‍‍​‌ ‌​‌ ‌​‌ ​​‌ ​ ​‍‌‌​ ​ ‌​​‌​‍‌‌​ ​‍‌​‌‍​‍‌‌​ ​‍‌​‌‍‌‍​ ‌‍‍​‌‍‌‌‌‍ ​‌ ​ ‌‍‌‌‌‍​‌‌ ​​‌‍‍‌‌‍‌‌‌ ​‍‌ ​ ​‍ ‍‌ ​ ‌‍​‌‌‍ ‍‌‍‍‌‌ ‌​‌ ‍‌​‍ ‍‌ ​ ‌ ‌​‌ ‌‌‌‍‌​‌‍‍‌‌‍ ​‍‌‍‌‍‍‌‌‍‌​​ ‌​ ‍​‌‍​‍​ ‍​​ ‌​​ ‌ ‌‍‌​‌‍​ ​ ‌‍​‍ ‌‌‍​ ​ ‍​‌‍​‌‌‍‌‌​‍ ‌​ ‌​​ ​​‌‍‌​​ ‌ ​‍ ‌​ ‍‌​ ‌ ‌‍‌‍​ ‌‌​‍ ‌‌‍‌‌​ ‌ ​ ​‍​ ‌​​ ​​‌‍‌‌​ ​‍​ ‌​​ ‌‌​ ‌‌​ ‍​​ ‌‍​‍‌‍‌ ‌​‌ ‍‌‌ ​​‌‍‌‌​ ‌‌ ‌‍‌‍‌‌‌‍ ‍‌ ‌‌‌‍‌‌‌‌​ ‌‍ ​‌ ‌‌‌‍‌ ‌‌​​‌‍​‌‌‍‌ ‌‍‌‌​‍‌‍‌ ​​‌‍​‌‌ ‌​‌‍‍​​ ‌‌ ​​‌‍​‌‌‍‌ ‌‍‌‌‌​​‍‌ ‌‌‌‍‍‌‌‍ ​‌‍‌​‌‍‌‌‌ ​‍​‍‌‌​ ‌‌‌​​‍‌‌ ‌‍‍ ‌‍‌‌‌ ‍‌​‍‌‌​ ​ ‌​‌​​‍‌‌​ ​ ‌​‌​​‍‌‌​ ​‍​ ​‍​ ‌​​ ​​​ ‌‍​ ‌‍​ ​‌​ ‌‌​ ‌‍‌‍​‌‌‍‌​​ ‌​​ ‍‌​ ‌‍​‍‌‌​ ​‍​ ​‍​‍‌‌​ ‌‌‌​‌​​‍ ‍‌‍‌​‌‍​‌‌ ‌​‌‍‌‌‌‌​ ‌‍‌‌‌‍​ ‌ ‌​‌‍‍‌‌‍ ‌‍ ‍‌ ​ ​‍‌‌​ ‌‌‌​​‍‌‌ ‌‍‍ ‌‍‌‌‌ ‍‌​‍‌‌​ ​ ‌​‌​​‍‌‌​ ​ ‌​‌​​‍‌‌​ ​‍​ ​‍‌‍​‌‌‍‌‍​ ​​​ ‍​​ ‍‌​ ‍‌‌‍​ ‌‍‌‍​ ​ ‌‍‌‍​ ​‌​ ‌‌​ ‍​​ ‌ ​ ‌ ‌‍​‌​ ‍​​ ​‌​ ​‍‌‍​‌‌‍​‍‌‍​ ‌‍​‌​ ‍​​ ​‍‌‍​‌‌‍​ ​ ‌‌​ ‌​​ ‍‌​ ‌​‌‍‌‌​‍‌‌​ ​‍​ ​‍​‍‌‌​ ‌‌‌​‌​​‍ ‍‌‍‌​‌‍​‌‌ ‌​‌‍‌‌‌​ ‍‌‍​‌‌‍ ‌‌‍‌‌​‍‌‍‌ ​​‌‍‌‌‌ ​‍‌ ​ ‌ ​​‌‍‌‌‌‍​ ‌ ‌​‌‍‍‌‌ ‌‍‌‍‌‌​ ‌‌ ​​‌ ‌‌‌‍​‍‌‍ ​‌‍‍‌‌ ​ ‌‍‍​‌‍‌‌‌‍‌​​‍​‍‌ ‌
View 3 options
Champions​​​​‌ ‍ ​‍​‍‌‍ ‌ ​‍‌‍‍‌‌‍‌ ‌‍‍‌‌‍ ‍​‍​‍​ ‍‍​‍​‍‌ ​ ‌‍​‌‌‍ ‍‌‍‍‌‌ ‌​‌ ‍‌​‍ ‍‌‍‍‌‌‍ ​‍​‍​‍ ​​‍​‍‌‍‍​‌ ​‍‌‍‌‌‌‍‌‍​‍​‍​ ‍‍​‍​‍‌‍‍​‌ ‌​‌ ‌​‌ ​​‌ ​ ​ ‍‍​‍ ​‍ ‌‍​ ‌‍‍​‌‍‌‌‌‍ ​‌ ​ ‌‍‌‌‌‍​‌‌ ​​‌‍‍‌‌‍‌‌‌ ​‍‌ ​ ​‍ ‍‌ ​ ‌‍​‌‌‍ ‍‌‍‍‌‌ ‌​‌ ‍‌​‍ ‍‌ ​ ‌ ‌​‌ ‌‌‌‍‌​‌‍‍‌‌‍ ​‍ ‌‍‍‌‌‍ ‍‌ ‌​‌‍‌‌‌‍ ‍‌ ‌​​‍ ‌‍‌‌‌‍‌​‌‍‍‌‌ ‌​​‍ ‌‍ ‌‌‍ ‌‍‌​‌‍‌‌​ ‌‌ ​​‌ ​‍‌‍‌‌‌ ​ ‌‍‌‌‌‍ ‍‌ ‌​‌‍​‌‌ ‌​‌‍‍‌‌‍ ‌‍ ‍​ ‍ ‌‍‍‌‌‍‌​​ ‌​ ‍​‌‍​‍​ ‍​​ ‌​​ ‌ ‌‍‌​‌‍​ ​ ‌‍​‍ ‌‌‍​ ​ ‍​‌‍​‌‌‍‌‌​‍ ‌​ ‌​​ ​​‌‍‌​​ ‌ ​‍ ‌​ ‍‌​ ‌ ‌‍‌‍​ ‌‌​‍ ‌‌‍‌‌​ ‌ ​ ​‍​ ‌​​ ​​‌‍‌‌​ ​‍​ ‌​​ ‌‌​ ‌‌​ ‍​​ ‌‍​ ‍ ‌ ‌​‌ ‍‌‌ ​​‌‍‌‌​ ‌‌ ‌‍‌‍‌‌‌‍ ‍‌ ‌‌‌‍‌‌‌‌​ ‌‍ ​‌ ‌‌‌‍‌ ‌‌​​‌‍​‌‌‍‌ ‌‍‌‌​ ‍ ‌ ​​‌‍​‌‌ ‌​‌‍‍​​ ‌‌ ​​‌‍​‌‌‍‌ ‌‍‌‌‌​​‍‌ ‌‌‌‍‍‌‌‍ ​‌‍‌​‌‍‌‌‌ ​‍​‍‌‌​ ‌‌‌​​‍‌‌ ‌‍‍ ‌‍‌‌‌ ‍‌​‍‌‌​ ​ ‌​‌​​‍‌‌​ ​ ‌​‌​​‍‌‌​ ​‍​ ​‍​ ‌​​ ​​​ ‌‍​ ‌‍​ ​‌​ ‌‌​ ‌‍‌‍​‌‌‍‌​​ ‌​​ ‍‌​ ‌‍​‍‌‌​ ​‍​ ​‍​‍‌‌​ ‌‌‌​‌​​‍ ‍‌‍‌​‌‍​‌‌ ‌​‌‍‌‌‌‌​ ‌‍‌‌‌‍​ ‌ ‌​‌‍‍‌‌‍ ‌‍ ‍‌ ​ ​‍‌‌​ ‌‌‌​​‍‌‌ ‌‍‍ ‌‍‌‌‌ ‍‌​‍‌‌​ ​ ‌​‌​​‍‌‌​ ​ ‌​‌​​‍‌‌​ ​‍​ ​‍​ ‌ ​ ​ ‌‍‌​​ ‍‌‌‍‌​​ ​‌‌‍​‌​ ​ ​ ​‍​ ​‍​ ​​​ ‍‌​ ​‌​ ​ ​ ‌​‌‍‌​​ ​‌‌‍‌‍‌‍​‍​ ​​​ ‌​‌‍​‍​ ‍​​ ‌‌​ ​ ​ ‌‍​ ​​‌‍​‍‌‍‌‍​ ​ ‌‍‌‌‌‍‌‌​‍‌‌​ ​‍​ ​‍​‍‌‌​ ‌‌‌​‌​​‍ ‍‌‍‌​‌‍​‌‌ ‌​‌‍‌‌‌​ ‍‌‍​‌‌‍ ‌‌‍‌‌​ ‌‍​‍‌‍​‌‌ ​ ‌‍‌‌‌‌‌‌‌ ​‍‌‍ ​​ ‌‌‍‍​‌ ‌​‌ ‌​‌ ​​‌ ​ ​‍‌‌​ ​ ‌​​‌​‍‌‌​ ​‍‌​‌‍​‍‌‌​ ​‍‌​‌‍‌‍​ ‌‍‍​‌‍‌‌‌‍ ​‌ ​ ‌‍‌‌‌‍​‌‌ ​​‌‍‍‌‌‍‌‌‌ ​‍‌ ​ ​‍ ‍‌ ​ ‌‍​‌‌‍ ‍‌‍‍‌‌ ‌​‌ ‍‌​‍ ‍‌ ​ ‌ ‌​‌ ‌‌‌‍‌​‌‍‍‌‌‍ ​‍‌‍‌‍‍‌‌‍‌​​ ‌​ ‍​‌‍​‍​ ‍​​ ‌​​ ‌ ‌‍‌​‌‍​ ​ ‌‍​‍ ‌‌‍​ ​ ‍​‌‍​‌‌‍‌‌​‍ ‌​ ‌​​ ​​‌‍‌​​ ‌ ​‍ ‌​ ‍‌​ ‌ ‌‍‌‍​ ‌‌​‍ ‌‌‍‌‌​ ‌ ​ ​‍​ ‌​​ ​​‌‍‌‌​ ​‍​ ‌​​ ‌‌​ ‌‌​ ‍​​ ‌‍​‍‌‍‌ ‌​‌ ‍‌‌ ​​‌‍‌‌​ ‌‌ ‌‍‌‍‌‌‌‍ ‍‌ ‌‌‌‍‌‌‌‌​ ‌‍ ​‌ ‌‌‌‍‌ ‌‌​​‌‍​‌‌‍‌ ‌‍‌‌​‍‌‍‌ ​​‌‍​‌‌ ‌​‌‍‍​​ ‌‌ ​​‌‍​‌‌‍‌ ‌‍‌‌‌​​‍‌ ‌‌‌‍‍‌‌‍ ​‌‍‌​‌‍‌‌‌ ​‍​‍‌‌​ ‌‌‌​​‍‌‌ ‌‍‍ ‌‍‌‌‌ ‍‌​‍‌‌​ ​ ‌​‌​​‍‌‌​ ​ ‌​‌​​‍‌‌​ ​‍​ ​‍​ ‌​​ ​​​ ‌‍​ ‌‍​ ​‌​ ‌‌​ ‌‍‌‍​‌‌‍‌​​ ‌​​ ‍‌​ ‌‍​‍‌‌​ ​‍​ ​‍​‍‌‌​ ‌‌‌​‌​​‍ ‍‌‍‌​‌‍​‌‌ ‌​‌‍‌‌‌‌​ ‌‍‌‌‌‍​ ‌ ‌​‌‍‍‌‌‍ ‌‍ ‍‌ ​ ​‍‌‌​ ‌‌‌​​‍‌‌ ‌‍‍ ‌‍‌‌‌ ‍‌​‍‌‌​ ​ ‌​‌​​‍‌‌​ ​ ‌​‌​​‍‌‌​ ​‍​ ​‍​ ‌ ​ ​ ‌‍‌​​ ‍‌‌‍‌​​ ​‌‌‍​‌​ ​ ​ ​‍​ ​‍​ ​​​ ‍‌​ ​‌​ ​ ​ ‌​‌‍‌​​ ​‌‌‍‌‍‌‍​‍​ ​​​ ‌​‌‍​‍​ ‍​​ ‌‌​ ​ ​ ‌‍​ ​​‌‍​‍‌‍‌‍​ ​ ‌‍‌‌‌‍‌‌​‍‌‌​ ​‍​ ​‍​‍‌‌​ ‌‌‌​‌​​‍ ‍‌‍‌​‌‍​‌‌ ‌​‌‍‌‌‌​ ‍‌‍​‌‌‍ ‌‌‍‌‌​‍‌‍‌ ​​‌‍‌‌‌ ​‍‌ ​ ‌ ​​‌‍‌‌‌‍​ ‌ ‌​‌‍‍‌‌ ‌‍‌‍‌‌​ ‌‌ ​​‌ ‌‌‌‍​‍‌‍ ​‌‍‍‌‌ ​ ‌‍‍​‌‍‌‌‌‍‌​​‍​‍‌ ‌
Mon, October 28, 2024
Champions​​​​‌ ‍ ​‍​‍‌‍ ‌ ​‍‌‍‍‌‌‍‌ ‌‍‍‌‌‍ ‍​‍​‍​ ‍‍​‍​‍‌ ​ ‌‍​‌‌‍ ‍‌‍‍‌‌ ‌​‌ ‍‌​‍ ‍‌‍‍‌‌‍ ​‍​‍​‍ ​​‍​‍‌‍‍​‌ ​‍‌‍‌‌‌‍‌‍​‍​‍​ ‍‍​‍​‍‌‍‍​‌ ‌​‌ ‌​‌ ​​‌ ​ ​ ‍‍​‍ ​‍ ‌‍​ ‌‍‍​‌‍‌‌‌‍ ​‌ ​ ‌‍‌‌‌‍​‌‌ ​​‌‍‍‌‌‍‌‌‌ ​‍‌ ​ ​‍ ‍‌ ​ ‌‍​‌‌‍ ‍‌‍‍‌‌ ‌​‌ ‍‌​‍ ‍‌ ​ ‌ ‌​‌ ‌‌‌‍‌​‌‍‍‌‌‍ ​‍ ‌‍‍‌‌‍ ‍‌ ‌​‌‍‌‌‌‍ ‍‌ ‌​​‍ ‌‍‌‌‌‍‌​‌‍‍‌‌ ‌​​‍ ‌‍ ‌‌‍ ‌‍‌​‌‍‌‌​ ‌‌ ​​‌ ​‍‌‍‌‌‌ ​ ‌‍‌‌‌‍ ‍‌ ‌​‌‍​‌‌ ‌​‌‍‍‌‌‍ ‌‍ ‍​ ‍ ‌‍‍‌‌‍‌​​ ‌​ ‍​‌‍​‍​ ‍​​ ‌​​ ‌ ‌‍‌​‌‍​ ​ ‌‍​‍ ‌‌‍​ ​ ‍​‌‍​‌‌‍‌‌​‍ ‌​ ‌​​ ​​‌‍‌​​ ‌ ​‍ ‌​ ‍‌​ ‌ ‌‍‌‍​ ‌‌​‍ ‌‌‍‌‌​ ‌ ​ ​‍​ ‌​​ ​​‌‍‌‌​ ​‍​ ‌​​ ‌‌​ ‌‌​ ‍​​ ‌‍​ ‍ ‌ ‌​‌ ‍‌‌ ​​‌‍‌‌​ ‌‌ ‌‍‌‍‌‌‌‍ ‍‌ ‌‌‌‍‌‌‌‌​ ‌‍ ​‌ ‌‌‌‍‌ ‌‌​​‌‍​‌‌‍‌ ‌‍‌‌​ ‍ ‌ ​​‌‍​‌‌ ‌​‌‍‍​​ ‌‌ ​​‌‍​‌‌‍‌ ‌‍‌‌‌​​‍‌ ‌‌‌‍‍‌‌‍ ​‌‍‌​‌‍‌‌‌ ​‍​‍‌‌​ ‌‌‌​​‍‌‌ ‌‍‍ ‌‍‌‌‌ ‍‌​‍‌‌​ ​ ‌​‌​​‍‌‌​ ​ ‌​‌​​‍‌‌​ ​‍​ ​‍​ ‌​​ ​​​ ‌‍​ ‌‍​ ​‌​ ‌‌​ ‌‍‌‍​‌‌‍‌​​ ‌​​ ‍‌​ ‌‍​‍‌‌​ ​‍​ ​‍​‍‌‌​ ‌‌‌​‌​​‍ ‍‌‍‌​‌‍​‌‌ ‌​‌‍‌‌‌‌​ ‌‍‌‌‌‍​ ‌ ‌​‌‍‍‌‌‍ ‌‍ ‍‌ ​ ​‍‌‌​ ‌‌‌​​‍‌‌ ‌‍‍ ‌‍‌‌‌ ‍‌​‍‌‌​ ​ ‌​‌​​‍‌‌​ ​ ‌​‌​​‍‌‌​ ​‍​ ​‍​ ‌ ​ ​ ‌‍‌​​ ‍‌‌‍‌​​ ​‌‌‍​‌​ ​ ​ ​‍​ ​‍​ ​​​ ‍‌​ ​‌​ ​ ​ ‌​‌‍‌​​ ​‌‌‍‌‍‌‍​‍​ ​​​ ‌​‌‍​‍​ ‍​​ ‌‌​ ​ ​ ‌‍​ ​​‌‍​‍‌‍‌‍​ ​ ‌‍‌‌‌‍‌‌​‍‌‌​ ​‍​ ​‍​‍‌‌​ ‌‌‌​‌​​‍ ‍‌‍​ ‌‍​‌‌ ​‍‌‍‌​‌ ​ ​‍‌‌​ ‌‌‌​​‍‌‌ ‌‍‍ ‌‍‌‌‌ ‍‌​‍‌‌​ ​ ‌​‌​​‍‌‌​ ​ ‌​‌​​‍‌‌​ ​‍​ ​‍​ ​​‌‍​ ​ ​ ​ ‌‌‌‍​‍​ ‍​​ ‌‌‌‍‌‌​ ​ ​ ​‌‌‍‌‍‌‍‌‍‌‍‌‌​ ​‍‌‍​‌‌‍‌‌‌‍​ ​ ​‍​ ​‌​ ‌‌​ ​‍‌‍​‌‌‍​ ​ ‍​‌‍‌​​ ‍​‌‍‌‌​ ​​‌‍‌‌​ ‍‌‌‍‌‌​ ‌ ​‍‌‌​ ​‍​ ​‍​‍‌‌​ ‌‌‌​‌​​‍ ‍‌ ‌​‌‍‍‌‌ ‌​‌‍ ​‌‍‌‌​ ‌‍​‍‌‍​‌‌ ​ ‌‍‌‌‌‌‌‌‌ ​‍‌‍ ​​ ‌‌‍‍​‌ ‌​‌ ‌​‌ ​​‌ ​ ​‍‌‌​ ​ ‌​​‌​‍‌‌​ ​‍‌​‌‍​‍‌‌​ ​‍‌​‌‍‌‍​ ‌‍‍​‌‍‌‌‌‍ ​‌ ​ ‌‍‌‌‌‍​‌‌ ​​‌‍‍‌‌‍‌‌‌ ​‍‌ ​ ​‍ ‍‌ ​ ‌‍​‌‌‍ ‍‌‍‍‌‌ ‌​‌ ‍‌​‍ ‍‌ ​ ‌ ‌​‌ ‌‌‌‍‌​‌‍‍‌‌‍ ​‍‌‍‌‍‍‌‌‍‌​​ ‌​ ‍​‌‍​‍​ ‍​​ ‌​​ ‌ ‌‍‌​‌‍​ ​ ‌‍​‍ ‌‌‍​ ​ ‍​‌‍​‌‌‍‌‌​‍ ‌​ ‌​​ ​​‌‍‌​​ ‌ ​‍ ‌​ ‍‌​ ‌ ‌‍‌‍​ ‌‌​‍ ‌‌‍‌‌​ ‌ ​ ​‍​ ‌​​ ​​‌‍‌‌​ ​‍​ ‌​​ ‌‌​ ‌‌​ ‍​​ ‌‍​‍‌‍‌ ‌​‌ ‍‌‌ ​​‌‍‌‌​ ‌‌ ‌‍‌‍‌‌‌‍ ‍‌ ‌‌‌‍‌‌‌‌​ ‌‍ ​‌ ‌‌‌‍‌ ‌‌​​‌‍​‌‌‍‌ ‌‍‌‌​‍‌‍‌ ​​‌‍​‌‌ ‌​‌‍‍​​ ‌‌ ​​‌‍​‌‌‍‌ ‌‍‌‌‌​​‍‌ ‌‌‌‍‍‌‌‍ ​‌‍‌​‌‍‌‌‌ ​‍​‍‌‌​ ‌‌‌​​‍‌‌ ‌‍‍ ‌‍‌‌‌ ‍‌​‍‌‌​ ​ ‌​‌​​‍‌‌​ ​ ‌​‌​​‍‌‌​ ​‍​ ​‍​ ‌​​ ​​​ ‌‍​ ‌‍​ ​‌​ ‌‌​ ‌‍‌‍​‌‌‍‌​​ ‌​​ ‍‌​ ‌‍​‍‌‌​ ​‍​ ​‍​‍‌‌​ ‌‌‌​‌​​‍ ‍‌‍‌​‌‍​‌‌ ‌​‌‍‌‌‌‌​ ‌‍‌‌‌‍​ ‌ ‌​‌‍‍‌‌‍ ‌‍ ‍‌ ​ ​‍‌‌​ ‌‌‌​​‍‌‌ ‌‍‍ ‌‍‌‌‌ ‍‌​‍‌‌​ ​ ‌​‌​​‍‌‌​ ​ ‌​‌​​‍‌‌​ ​‍​ ​‍​ ‌ ​ ​ ‌‍‌​​ ‍‌‌‍‌​​ ​‌‌‍​‌​ ​ ​ ​‍​ ​‍​ ​​​ ‍‌​ ​‌​ ​ ​ ‌​‌‍‌​​ ​‌‌‍‌‍‌‍​‍​ ​​​ ‌​‌‍​‍​ ‍​​ ‌‌​ ​ ​ ‌‍​ ​​‌‍​‍‌‍‌‍​ ​ ‌‍‌‌‌‍‌‌​‍‌‌​ ​‍​ ​‍​‍‌‌​ ‌‌‌​‌​​‍ ‍‌‍​ ‌‍​‌‌ ​‍‌‍‌​‌ ​ ​‍‌‌​ ‌‌‌​​‍‌‌ ‌‍‍ ‌‍‌‌‌ ‍‌​‍‌‌​ ​ ‌​‌​​‍‌‌​ ​ ‌​‌​​‍‌‌​ ​‍​ ​‍​ ​​‌‍​ ​ ​ ​ ‌‌‌‍​‍​ ‍​​ ‌‌‌‍‌‌​ ​ ​ ​‌‌‍‌‍‌‍‌‍‌‍‌‌​ ​‍‌‍​‌‌‍‌‌‌‍​ ​ ​‍​ ​‌​ ‌‌​ ​‍‌‍​‌‌‍​ ​ ‍​‌‍‌​​ ‍​‌‍‌‌​ ​​‌‍‌‌​ ‍‌‌‍‌‌​ ‌ ​‍‌‌​ ​‍​ ​‍​‍‌‌​ ‌‌‌​‌​​‍ ‍‌ ‌​‌‍‍‌‌ ‌​‌‍ ​‌‍‌‌​‍‌‍‌ ​​‌‍‌‌‌ ​‍‌ ​ ‌ ​​‌‍‌‌‌‍​ ‌ ‌​‌‍‍‌‌ ‌‍‌‍‌‌​ ‌‌ ​​‌ ‌‌‌‍​‍‌‍ ​‌‍‍‌‌ ​ ‌‍‍​‌‍‌‌‌‍‌​​‍​‍‌ ‌
Open Div 1​​​​‌ ‍ ​‍​‍‌‍ ‌ ​‍‌‍‍‌‌‍‌ ‌‍‍‌‌‍ ‍​‍​‍​ ‍‍​‍​‍‌ ​ ‌‍​‌‌‍ ‍‌‍‍‌‌ ‌​‌ ‍‌​‍ ‍‌‍‍‌‌‍ ​‍​‍​‍ ​​‍​‍‌‍‍​‌ ​‍‌‍‌‌‌‍‌‍​‍​‍​ ‍‍​‍​‍‌‍‍​‌ ‌​‌ ‌​‌ ​​‌ ​ ​ ‍‍​‍ ​‍ ‌‍​ ‌‍‍​‌‍‌‌‌‍ ​‌ ​ ‌‍‌‌‌‍​‌‌ ​​‌‍‍‌‌‍‌‌‌ ​‍‌ ​ ​‍ ‍‌ ​ ‌‍​‌‌‍ ‍‌‍‍‌‌ ‌​‌ ‍‌​‍ ‍‌ ​ ‌ ‌​‌ ‌‌‌‍‌​‌‍‍‌‌‍ ​‍ ‌‍‍‌‌‍ ‍‌ ‌​‌‍‌‌‌‍ ‍‌ ‌​​‍ ‌‍‌‌‌‍‌​‌‍‍‌‌ ‌​​‍ ‌‍ ‌‌‍ ‌‍‌​‌‍‌‌​ ‌‌ ​​‌ ​‍‌‍‌‌‌ ​ ‌‍‌‌‌‍ ‍‌ ‌​‌‍​‌‌ ‌​‌‍‍‌‌‍ ‌‍ ‍​ ‍ ‌‍‍‌‌‍‌​​ ‌​ ‍​‌‍​‍​ ‍​​ ‌​​ ‌ ‌‍‌​‌‍​ ​ ‌‍​‍ ‌‌‍​ ​ ‍​‌‍​‌‌‍‌‌​‍ ‌​ ‌​​ ​​‌‍‌​​ ‌ ​‍ ‌​ ‍‌​ ‌ ‌‍‌‍​ ‌‌​‍ ‌‌‍‌‌​ ‌ ​ ​‍​ ‌​​ ​​‌‍‌‌​ ​‍​ ‌​​ ‌‌​ ‌‌​ ‍​​ ‌‍​ ‍ ‌ ‌​‌ ‍‌‌ ​​‌‍‌‌​ ‌‌ ‌‍‌‍‌‌‌‍ ‍‌ ‌‌‌‍‌‌‌‌​ ‌‍ ​‌ ‌‌‌‍‌ ‌‌​​‌‍​‌‌‍‌ ‌‍‌‌​ ‍ ‌ ​​‌‍​‌‌ ‌​‌‍‍​​ ‌‌ ​​‌‍​‌‌‍‌ ‌‍‌‌‌​​‍‌ ‌‌‌‍‍‌‌‍ ​‌‍‌​‌‍‌‌‌ ​‍​‍‌‌​ ‌‌‌​​‍‌‌ ‌‍‍ ‌‍‌‌‌ ‍‌​‍‌‌​ ​ ‌​‌​​‍‌‌​ ​ ‌​‌​​‍‌‌​ ​‍​ ​‍​ ‌​​ ​​​ ‌‍​ ‌‍​ ​‌​ ‌‌​ ‌‍‌‍​‌‌‍‌​​ ‌​​ ‍‌​ ‌‍​‍‌‌​ ​‍​ ​‍​‍‌‌​ ‌‌‌​‌​​‍ ‍‌‍‌​‌‍​‌‌ ‌​‌‍‌‌‌‌​ ‌‍‌‌‌‍​ ‌ ‌​‌‍‍‌‌‍ ‌‍ ‍‌ ​ ​‍‌‌​ ‌‌‌​​‍‌‌ ‌‍‍ ‌‍‌‌‌ ‍‌​‍‌‌​ ​ ‌​‌​​‍‌‌​ ​ ‌​‌​​‍‌‌​ ​‍​ ​‍​ ‌ ​ ​ ‌‍‌​​ ‍‌‌‍‌​​ ​‌‌‍​‌​ ​ ​ ​‍​ ​‍​ ​​​ ‍‌​ ​‌​ ​ ​ ‌​‌‍‌​​ ​‌‌‍‌‍‌‍​‍​ ​​​ ‌​‌‍​‍​ ‍​​ ‌‌​ ​ ​ ‌‍​ ​​‌‍​‍‌‍‌‍​ ​ ‌‍‌‌‌‍‌‌​‍‌‌​ ​‍​ ​‍​‍‌‌​ ‌‌‌​‌​​‍ ‍‌‍​ ‌‍​‌‌ ​‍‌‍‌​‌ ​ ​‍‌‌​ ‌‌‌​​‍‌‌ ‌‍‍ ‌‍‌‌‌ ‍‌​‍‌‌​ ​ ‌​‌​​‍‌‌​ ​ ‌​‌​​‍‌‌​ ​‍​ ​‍​ ​​‌‍​ ​ ​ ​ ‌‌‌‍​‍​ ‍​​ ‌‌‌‍‌‌​ ​ ​ ​‌‌‍‌‍‌‍‌‍‌‍‌‌​ ​‍‌‍​‌‌‍‌‌‌‍​ ​ ​‍​ ​‌​ ‌‌​ ​‍‌‍​‌‌‍​ ​ ‍​‌‍‌​​ ‍​‌‍‌‌​ ​​‌‍‌‌​ ‍‌‌‍‌‌​ ‌ ​‍‌‌​ ​‍​ ​‍​‍‌‌​ ‌‌‌​‌​​‍ ‍‌‍‌​‌‍‌‌‌ ​ ‌‍​ ‌ ​‍‌‍‍‌‌ ​​‌ ‌​‌‍‍‌‌‍ ‌‍ ‍​‍ ‍‌ ‌​‌‍‌‌‌ ‍​‌ ‌​​ ‌‍​‍‌‍​‌‌ ​ ‌‍‌‌‌‌‌‌‌ ​‍‌‍ ​​ ‌‌‍‍​‌ ‌​‌ ‌​‌ ​​‌ ​ ​‍‌‌​ ​ ‌​​‌​‍‌‌​ ​‍‌​‌‍​‍‌‌​ ​‍‌​‌‍‌‍​ ‌‍‍​‌‍‌‌‌‍ ​‌ ​ ‌‍‌‌‌‍​‌‌ ​​‌‍‍‌‌‍‌‌‌ ​‍‌ ​ ​‍ ‍‌ ​ ‌‍​‌‌‍ ‍‌‍‍‌‌ ‌​‌ ‍‌​‍ ‍‌ ​ ‌ ‌​‌ ‌‌‌‍‌​‌‍‍‌‌‍ ​‍‌‍‌‍‍‌‌‍‌​​ ‌​ ‍​‌‍​‍​ ‍​​ ‌​​ ‌ ‌‍‌​‌‍​ ​ ‌‍​‍ ‌‌‍​ ​ ‍​‌‍​‌‌‍‌‌​‍ ‌​ ‌​​ ​​‌‍‌​​ ‌ ​‍ ‌​ ‍‌​ ‌ ‌‍‌‍​ ‌‌​‍ ‌‌‍‌‌​ ‌ ​ ​‍​ ‌​​ ​​‌‍‌‌​ ​‍​ ‌​​ ‌‌​ ‌‌​ ‍​​ ‌‍​‍‌‍‌ ‌​‌ ‍‌‌ ​​‌‍‌‌​ ‌‌ ‌‍‌‍‌‌‌‍ ‍‌ ‌‌‌‍‌‌‌‌​ ‌‍ ​‌ ‌‌‌‍‌ ‌‌​​‌‍​‌‌‍‌ ‌‍‌‌​‍‌‍‌ ​​‌‍​‌‌ ‌​‌‍‍​​ ‌‌ ​​‌‍​‌‌‍‌ ‌‍‌‌‌​​‍‌ ‌‌‌‍‍‌‌‍ ​‌‍‌​‌‍‌‌‌ ​‍​‍‌‌​ ‌‌‌​​‍‌‌ ‌‍‍ ‌‍‌‌‌ ‍‌​‍‌‌​ ​ ‌​‌​​‍‌‌​ ​ ‌​‌​​‍‌‌​ ​‍​ ​‍​ ‌​​ ​​​ ‌‍​ ‌‍​ ​‌​ ‌‌​ ‌‍‌‍​‌‌‍‌​​ ‌​​ ‍‌​ ‌‍​‍‌‌​ ​‍​ ​‍​‍‌‌​ ‌‌‌​‌​​‍ ‍‌‍‌​‌‍​‌‌ ‌​‌‍‌‌‌‌​ ‌‍‌‌‌‍​ ‌ ‌​‌‍‍‌‌‍ ‌‍ ‍‌ ​ ​‍‌‌​ ‌‌‌​​‍‌‌ ‌‍‍ ‌‍‌‌‌ ‍‌​‍‌‌​ ​ ‌​‌​​‍‌‌​ ​ ‌​‌​​‍‌‌​ ​‍​ ​‍​ ‌ ​ ​ ‌‍‌​​ ‍‌‌‍‌​​ ​‌‌‍​‌​ ​ ​ ​‍​ ​‍​ ​​​ ‍‌​ ​‌​ ​ ​ ‌​‌‍‌​​ ​‌‌‍‌‍‌‍​‍​ ​​​ ‌​‌‍​‍​ ‍​​ ‌‌​ ​ ​ ‌‍​ ​​‌‍​‍‌‍‌‍​ ​ ‌‍‌‌‌‍‌‌​‍‌‌​ ​‍​ ​‍​‍‌‌​ ‌‌‌​‌​​‍ ‍‌‍​ ‌‍​‌‌ ​‍‌‍‌​‌ ​ ​‍‌‌​ ‌‌‌​​‍‌‌ ‌‍‍ ‌‍‌‌‌ ‍‌​‍‌‌​ ​ ‌​‌​​‍‌‌​ ​ ‌​‌​​‍‌‌​ ​‍​ ​‍​ ​​‌‍​ ​ ​ ​ ‌‌‌‍​‍​ ‍​​ ‌‌‌‍‌‌​ ​ ​ ​‌‌‍‌‍‌‍‌‍‌‍‌‌​ ​‍‌‍​‌‌‍‌‌‌‍​ ​ ​‍​ ​‌​ ‌‌​ ​‍‌‍​‌‌‍​ ​ ‍​‌‍‌​​ ‍​‌‍‌‌​ ​​‌‍‌‌​ ‍‌‌‍‌‌​ ‌ ​‍‌‌​ ​‍​ ​‍​‍‌‌​ ‌‌‌​‌​​‍ ‍‌‍‌​‌‍‌‌‌ ​ ‌‍​ ‌ ​‍‌‍‍‌‌ ​​‌ ‌​‌‍‍‌‌‍ ‌‍ ‍​‍ ‍‌ ‌​‌‍‌‌‌ ‍​‌ ‌​​‍‌‍‌ ​​‌‍‌‌‌ ​‍‌ ​ ‌ ​​‌‍‌‌‌‍​ ‌ ‌​‌‍‍‌‌ ‌‍‌‍‌‌​ ‌‌ ​​‌ ‌‌‌‍​‍‌‍ ​‌‍‍‌‌ ​ ‌‍‍​‌‍‌‌‌‍‌​​‍​‍‌ ‌
Mon, October 28, 2024
Champions​​​​‌ ‍ ​‍​‍‌‍ ‌ ​‍‌‍‍‌‌‍‌ ‌‍‍‌‌‍ ‍​‍​‍​ ‍‍​‍​‍‌ ​ ‌‍​‌‌‍ ‍‌‍‍‌‌ ‌​‌ ‍‌​‍ ‍‌‍‍‌‌‍ ​‍​‍​‍ ​​‍​‍‌‍‍​‌ ​‍‌‍‌‌‌‍‌‍​‍​‍​ ‍‍​‍​‍‌‍‍​‌ ‌​‌ ‌​‌ ​​‌ ​ ​ ‍‍​‍ ​‍ ‌‍​ ‌‍‍​‌‍‌‌‌‍ ​‌ ​ ‌‍‌‌‌‍​‌‌ ​​‌‍‍‌‌‍‌‌‌ ​‍‌ ​ ​‍ ‍‌ ​ ‌‍​‌‌‍ ‍‌‍‍‌‌ ‌​‌ ‍‌​‍ ‍‌ ​ ‌ ‌​‌ ‌‌‌‍‌​‌‍‍‌‌‍ ​‍ ‌‍‍‌‌‍ ‍‌ ‌​‌‍‌‌‌‍ ‍‌ ‌​​‍ ‌‍‌‌‌‍‌​‌‍‍‌‌ ‌​​‍ ‌‍ ‌‌‍ ‌‍‌​‌‍‌‌​ ‌‌ ​​‌ ​‍‌‍‌‌‌ ​ ‌‍‌‌‌‍ ‍‌ ‌​‌‍​‌‌ ‌​‌‍‍‌‌‍ ‌‍ ‍​ ‍ ‌‍‍‌‌‍‌​​ ‌​ ‍​‌‍​‍​ ‍​​ ‌​​ ‌ ‌‍‌​‌‍​ ​ ‌‍​‍ ‌‌‍​ ​ ‍​‌‍​‌‌‍‌‌​‍ ‌​ ‌​​ ​​‌‍‌​​ ‌ ​‍ ‌​ ‍‌​ ‌ ‌‍‌‍​ ‌‌​‍ ‌‌‍‌‌​ ‌ ​ ​‍​ ‌​​ ​​‌‍‌‌​ ​‍​ ‌​​ ‌‌​ ‌‌​ ‍​​ ‌‍​ ‍ ‌ ‌​‌ ‍‌‌ ​​‌‍‌‌​ ‌‌ ‌‍‌‍‌‌‌‍ ‍‌ ‌‌‌‍‌‌‌‌​ ‌‍ ​‌ ‌‌‌‍‌ ‌‌​​‌‍​‌‌‍‌ ‌‍‌‌​ ‍ ‌ ​​‌‍​‌‌ ‌​‌‍‍​​ ‌‌ ​​‌‍​‌‌‍‌ ‌‍‌‌‌​​‍‌ ‌‌‌‍‍‌‌‍ ​‌‍‌​‌‍‌‌‌ ​‍​‍‌‌​ ‌‌‌​​‍‌‌ ‌‍‍ ‌‍‌‌‌ ‍‌​‍‌‌​ ​ ‌​‌​​‍‌‌​ ​ ‌​‌​​‍‌‌​ ​‍​ ​‍​ ‌​​ ​​​ ‌‍​ ‌‍​ ​‌​ ‌‌​ ‌‍‌‍​‌‌‍‌​​ ‌​​ ‍‌​ ‌‍​‍‌‌​ ​‍​ ​‍​‍‌‌​ ‌‌‌​‌​​‍ ‍‌‍‌​‌‍​‌‌ ‌​‌‍‌‌‌‌​ ‌‍‌‌‌‍​ ‌ ‌​‌‍‍‌‌‍ ‌‍ ‍‌ ​ ​‍‌‌​ ‌‌‌​​‍‌‌ ‌‍‍ ‌‍‌‌‌ ‍‌​‍‌‌​ ​ ‌​‌​​‍‌‌​ ​ ‌​‌​​‍‌‌​ ​‍​ ​‍​ ‌ ​ ​ ‌‍‌​​ ‍‌‌‍‌​​ ​‌‌‍​‌​ ​ ​ ​‍​ ​‍​ ​​​ ‍‌​ ​‌​ ​ ​ ‌​‌‍‌​​ ​‌‌‍‌‍‌‍​‍​ ​​​ ‌​‌‍​‍​ ‍​​ ‌‌​ ​ ​ ‌‍​ ​​‌‍​‍‌‍‌‍​ ​ ‌‍‌‌‌‍‌‌​‍‌‌​ ​‍​ ​‍​‍‌‌​ ‌‌‌​‌​​‍ ‍‌‍‌​‌‍​‌‌ ‌​‌‍‌‌‌​ ‍‌‍​‌‌‍ ‌‌‍‌‌​ ‌‍​‍‌‍​‌‌ ​ ‌‍‌‌‌‌‌‌‌ ​‍‌‍ ​​ ‌‌‍‍​‌ ‌​‌ ‌​‌ ​​‌ ​ ​‍‌‌​ ​ ‌​​‌​‍‌‌​ ​‍‌​‌‍​‍‌‌​ ​‍‌​‌‍‌‍​ ‌‍‍​‌‍‌‌‌‍ ​‌ ​ ‌‍‌‌‌‍​‌‌ ​​‌‍‍‌‌‍‌‌‌ ​‍‌ ​ ​‍ ‍‌ ​ ‌‍​‌‌‍ ‍‌‍‍‌‌ ‌​‌ ‍‌​‍ ‍‌ ​ ‌ ‌​‌ ‌‌‌‍‌​‌‍‍‌‌‍ ​‍‌‍‌‍‍‌‌‍‌​​ ‌​ ‍​‌‍​‍​ ‍​​ ‌​​ ‌ ‌‍‌​‌‍​ ​ ‌‍​‍ ‌‌‍​ ​ ‍​‌‍​‌‌‍‌‌​‍ ‌​ ‌​​ ​​‌‍‌​​ ‌ ​‍ ‌​ ‍‌​ ‌ ‌‍‌‍​ ‌‌​‍ ‌‌‍‌‌​ ‌ ​ ​‍​ ‌​​ ​​‌‍‌‌​ ​‍​ ‌​​ ‌‌​ ‌‌​ ‍​​ ‌‍​‍‌‍‌ ‌​‌ ‍‌‌ ​​‌‍‌‌​ ‌‌ ‌‍‌‍‌‌‌‍ ‍‌ ‌‌‌‍‌‌‌‌​ ‌‍ ​‌ ‌‌‌‍‌ ‌‌​​‌‍​‌‌‍‌ ‌‍‌‌​‍‌‍‌ ​​‌‍​‌‌ ‌​‌‍‍​​ ‌‌ ​​‌‍​‌‌‍‌ ‌‍‌‌‌​​‍‌ ‌‌‌‍‍‌‌‍ ​‌‍‌​‌‍‌‌‌ ​‍​‍‌‌​ ‌‌‌​​‍‌‌ ‌‍‍ ‌‍‌‌‌ ‍‌​‍‌‌​ ​ ‌​‌​​‍‌‌​ ​ ‌​‌​​‍‌‌​ ​‍​ ​‍​ ‌​​ ​​​ ‌‍​ ‌‍​ ​‌​ ‌‌​ ‌‍‌‍​‌‌‍‌​​ ‌​​ ‍‌​ ‌‍​‍‌‌​ ​‍​ ​‍​‍‌‌​ ‌‌‌​‌​​‍ ‍‌‍‌​‌‍​‌‌ ‌​‌‍‌‌‌‌​ ‌‍‌‌‌‍​ ‌ ‌​‌‍‍‌‌‍ ‌‍ ‍‌ ​ ​‍‌‌​ ‌‌‌​​‍‌‌ ‌‍‍ ‌‍‌‌‌ ‍‌​‍‌‌​ ​ ‌​‌​​‍‌‌​ ​ ‌​‌​​‍‌‌​ ​‍​ ​‍​ ‌ ​ ​ ‌‍‌​​ ‍‌‌‍‌​​ ​‌‌‍​‌​ ​ ​ ​‍​ ​‍​ ​​​ ‍‌​ ​‌​ ​ ​ ‌​‌‍‌​​ ​‌‌‍‌‍‌‍​‍​ ​​​ ‌​‌‍​‍​ ‍​​ ‌‌​ ​ ​ ‌‍​ ​​‌‍​‍‌‍‌‍​ ​ ‌‍‌‌‌‍‌‌​‍‌‌​ ​‍​ ​‍​‍‌‌​ ‌‌‌​‌​​‍ ‍‌‍‌​‌‍​‌‌ ‌​‌‍‌‌‌​ ‍‌‍​‌‌‍ ‌‌‍‌‌​‍‌‍‌ ​​‌‍‌‌‌ ​‍‌ ​ ‌ ​​‌‍‌‌‌‍​ ‌ ‌​‌‍‍‌‌ ‌‍‌‍‌‌​ ‌‌ ​​‌ ‌‌‌‍​‍‌‍ ​‌‍‍‌‌ ​ ‌‍‍​‌‍‌‌‌‍‌​​‍​‍‌ ‌
View 1 option
Over 30​​​​‌ ‍ ​‍​‍‌‍ ‌ ​‍‌‍‍‌‌‍‌ ‌‍‍‌‌‍ ‍​‍​‍​ ‍‍​‍​‍‌ ​ ‌‍​‌‌‍ ‍‌‍‍‌‌ ‌​‌ ‍‌​‍ ‍‌‍‍‌‌‍ ​‍​‍​‍ ​​‍​‍‌‍‍​‌ ​‍‌‍‌‌‌‍‌‍​‍​‍​ ‍‍​‍​‍‌‍‍​‌ ‌​‌ ‌​‌ ​​‌ ​ ​ ‍‍​‍ ​‍ ‌‍​ ‌‍‍​‌‍‌‌‌‍ ​‌ ​ ‌‍‌‌‌‍​‌‌ ​​‌‍‍‌‌‍‌‌‌ ​‍‌ ​ ​‍ ‍‌ ​ ‌‍​‌‌‍ ‍‌‍‍‌‌ ‌​‌ ‍‌​‍ ‍‌ ​ ‌ ‌​‌ ‌‌‌‍‌​‌‍‍‌‌‍ ​‍ ‌‍‍‌‌‍ ‍‌ ‌​‌‍‌‌‌‍ ‍‌ ‌​​‍ ‌‍‌‌‌‍‌​‌‍‍‌‌ ‌​​‍ ‌‍ ‌‌‍ ‌‍‌​‌‍‌‌​ ‌‌ ​​‌ ​‍‌‍‌‌‌ ​ ‌‍‌‌‌‍ ‍‌ ‌​‌‍​‌‌ ‌​‌‍‍‌‌‍ ‌‍ ‍​ ‍ ‌‍‍‌‌‍‌​​ ‌​ ‍​‌‍​‍​ ‍​​ ‌​​ ‌ ‌‍‌​‌‍​ ​ ‌‍​‍ ‌‌‍​ ​ ‍​‌‍​‌‌‍‌‌​‍ ‌​ ‌​​ ​​‌‍‌​​ ‌ ​‍ ‌​ ‍‌​ ‌ ‌‍‌‍​ ‌‌​‍ ‌‌‍‌‌​ ‌ ​ ​‍​ ‌​​ ​​‌‍‌‌​ ​‍​ ‌​​ ‌‌​ ‌‌​ ‍​​ ‌‍​ ‍ ‌ ‌​‌ ‍‌‌ ​​‌‍‌‌​ ‌‌ ‌‍‌‍‌‌‌‍ ‍‌ ‌‌‌‍‌‌‌‌​ ‌‍ ​‌ ‌‌‌‍‌ ‌‌​​‌‍​‌‌‍‌ ‌‍‌‌​ ‍ ‌ ​​‌‍​‌‌ ‌​‌‍‍​​ ‌‌ ​​‌‍​‌‌‍‌ ‌‍‌‌‌​​‍‌ ‌‌‌‍‍‌‌‍ ​‌‍‌​‌‍‌‌‌ ​‍​‍‌‌​ ‌‌‌​​‍‌‌ ‌‍‍ ‌‍‌‌‌ ‍‌​‍‌‌​ ​ ‌​‌​​‍‌‌​ ​ ‌​‌​​‍‌‌​ ​‍​ ​‍​ ‌​​ ​​​ ‌‍​ ‌‍​ ​‌​ ‌‌​ ‌‍‌‍​‌‌‍‌​​ ‌​​ ‍‌​ ‌‍​‍‌‌​ ​‍​ ​‍​‍‌‌​ ‌‌‌​‌​​‍ ‍‌‍‌​‌‍​‌‌ ‌​‌‍‌‌‌‌​ ‌‍‌‌‌‍​ ‌ ‌​‌‍‍‌‌‍ ‌‍ ‍‌ ​ ​‍‌‌​ ‌‌‌​​‍‌‌ ‌‍‍ ‌‍‌‌‌ ‍‌​‍‌‌​ ​ ‌​‌​​‍‌‌​ ​ ‌​‌​​‍‌‌​ ​‍​ ​‍​ ‍​​ ​​‌‍​‌‌‍​‌​ ​ ​ ​​​ ‍‌​ ‌‌​ ​‌‌‍​‌‌‍​‌‌‍​ ​ ​ ‌‍‌‌‌‍​‍‌‍​‍‌‍​‍​ ‌‍‌‍‌‌​ ‌‌​ ​​​ ‌ ‌‍​‍​ ‌‍​ ‌​​ ​‍‌‍​‌‌‍‌‌​ ​‍​ ​ ​ ‌‍​ ‌‌​‍‌‌​ ​‍​ ​‍​‍‌‌​ ‌‌‌​‌​​‍ ‍‌‍‌​‌‍​‌‌ ‌​‌‍‌‌‌​ ‍‌‍​‌‌‍ ‌‌‍‌‌​ ‌‍​‍‌‍​‌‌ ​ ‌‍‌‌‌‌‌‌‌ ​‍‌‍ ​​ ‌‌‍‍​‌ ‌​‌ ‌​‌ ​​‌ ​ ​‍‌‌​ ​ ‌​​‌​‍‌‌​ ​‍‌​‌‍​‍‌‌​ ​‍‌​‌‍‌‍​ ‌‍‍​‌‍‌‌‌‍ ​‌ ​ ‌‍‌‌‌‍​‌‌ ​​‌‍‍‌‌‍‌‌‌ ​‍‌ ​ ​‍ ‍‌ ​ ‌‍​‌‌‍ ‍‌‍‍‌‌ ‌​‌ ‍‌​‍ ‍‌ ​ ‌ ‌​‌ ‌‌‌‍‌​‌‍‍‌‌‍ ​‍‌‍‌‍‍‌‌‍‌​​ ‌​ ‍​‌‍​‍​ ‍​​ ‌​​ ‌ ‌‍‌​‌‍​ ​ ‌‍​‍ ‌‌‍​ ​ ‍​‌‍​‌‌‍‌‌​‍ ‌​ ‌​​ ​​‌‍‌​​ ‌ ​‍ ‌​ ‍‌​ ‌ ‌‍‌‍​ ‌‌​‍ ‌‌‍‌‌​ ‌ ​ ​‍​ ‌​​ ​​‌‍‌‌​ ​‍​ ‌​​ ‌‌​ ‌‌​ ‍​​ ‌‍​‍‌‍‌ ‌​‌ ‍‌‌ ​​‌‍‌‌​ ‌‌ ‌‍‌‍‌‌‌‍ ‍‌ ‌‌‌‍‌‌‌‌​ ‌‍ ​‌ ‌‌‌‍‌ ‌‌​​‌‍​‌‌‍‌ ‌‍‌‌​‍‌‍‌ ​​‌‍​‌‌ ‌​‌‍‍​​ ‌‌ ​​‌‍​‌‌‍‌ ‌‍‌‌‌​​‍‌ ‌‌‌‍‍‌‌‍ ​‌‍‌​‌‍‌‌‌ ​‍​‍‌‌​ ‌‌‌​​‍‌‌ ‌‍‍ ‌‍‌‌‌ ‍‌​‍‌‌​ ​ ‌​‌​​‍‌‌​ ​ ‌​‌​​‍‌‌​ ​‍​ ​‍​ ‌​​ ​​​ ‌‍​ ‌‍​ ​‌​ ‌‌​ ‌‍‌‍​‌‌‍‌​​ ‌​​ ‍‌​ ‌‍​‍‌‌​ ​‍​ ​‍​‍‌‌​ ‌‌‌​‌​​‍ ‍‌‍‌​‌‍​‌‌ ‌​‌‍‌‌‌‌​ ‌‍‌‌‌‍​ ‌ ‌​‌‍‍‌‌‍ ‌‍ ‍‌ ​ ​‍‌‌​ ‌‌‌​​‍‌‌ ‌‍‍ ‌‍‌‌‌ ‍‌​‍‌‌​ ​ ‌​‌​​‍‌‌​ ​ ‌​‌​​‍‌‌​ ​‍​ ​‍​ ‍​​ ​​‌‍​‌‌‍​‌​ ​ ​ ​​​ ‍‌​ ‌‌​ ​‌‌‍​‌‌‍​‌‌‍​ ​ ​ ‌‍‌‌‌‍​‍‌‍​‍‌‍​‍​ ‌‍‌‍‌‌​ ‌‌​ ​​​ ‌ ‌‍​‍​ ‌‍​ ‌​​ ​‍‌‍​‌‌‍‌‌​ ​‍​ ​ ​ ‌‍​ ‌‌​‍‌‌​ ​‍​ ​‍​‍‌‌​ ‌‌‌​‌​​‍ ‍‌‍‌​‌‍​‌‌ ‌​‌‍‌‌‌​ ‍‌‍​‌‌‍ ‌‌‍‌‌​‍‌‍‌ ​​‌‍‌‌‌ ​‍‌ ​ ‌ ​​‌‍‌‌‌‍​ ‌ ‌​‌‍‍‌‌ ‌‍‌‍‌‌​ ‌‌ ​​‌ ‌‌‌‍​‍‌‍ ​‌‍‍‌‌ ​ ‌‍‍​‌‍‌‌‌‍‌​​‍​‍‌ ‌
Mon, October 28, 2024
Over 30​​​​‌ ‍ ​‍​‍‌‍ ‌ ​‍‌‍‍‌‌‍‌ ‌‍‍‌‌‍ ‍​‍​‍​ ‍‍​‍​‍‌ ​ ‌‍​‌‌‍ ‍‌‍‍‌‌ ‌​‌ ‍‌​‍ ‍‌‍‍‌‌‍ ​‍​‍​‍ ​​‍​‍‌‍‍​‌ ​‍‌‍‌‌‌‍‌‍​‍​‍​ ‍‍​‍​‍‌‍‍​‌ ‌​‌ ‌​‌ ​​‌ ​ ​ ‍‍​‍ ​‍ ‌‍​ ‌‍‍​‌‍‌‌‌‍ ​‌ ​ ‌‍‌‌‌‍​‌‌ ​​‌‍‍‌‌‍‌‌‌ ​‍‌ ​ ​‍ ‍‌ ​ ‌‍​‌‌‍ ‍‌‍‍‌‌ ‌​‌ ‍‌​‍ ‍‌ ​ ‌ ‌​‌ ‌‌‌‍‌​‌‍‍‌‌‍ ​‍ ‌‍‍‌‌‍ ‍‌ ‌​‌‍‌‌‌‍ ‍‌ ‌​​‍ ‌‍‌‌‌‍‌​‌‍‍‌‌ ‌​​‍ ‌‍ ‌‌‍ ‌‍‌​‌‍‌‌​ ‌‌ ​​‌ ​‍‌‍‌‌‌ ​ ‌‍‌‌‌‍ ‍‌ ‌​‌‍​‌‌ ‌​‌‍‍‌‌‍ ‌‍ ‍​ ‍ ‌‍‍‌‌‍‌​​ ‌​ ‍​‌‍​‍​ ‍​​ ‌​​ ‌ ‌‍‌​‌‍​ ​ ‌‍​‍ ‌‌‍​ ​ ‍​‌‍​‌‌‍‌‌​‍ ‌​ ‌​​ ​​‌‍‌​​ ‌ ​‍ ‌​ ‍‌​ ‌ ‌‍‌‍​ ‌‌​‍ ‌‌‍‌‌​ ‌ ​ ​‍​ ‌​​ ​​‌‍‌‌​ ​‍​ ‌​​ ‌‌​ ‌‌​ ‍​​ ‌‍​ ‍ ‌ ‌​‌ ‍‌‌ ​​‌‍‌‌​ ‌‌ ‌‍‌‍‌‌‌‍ ‍‌ ‌‌‌‍‌‌‌‌​ ‌‍ ​‌ ‌‌‌‍‌ ‌‌​​‌‍​‌‌‍‌ ‌‍‌‌​ ‍ ‌ ​​‌‍​‌‌ ‌​‌‍‍​​ ‌‌ ​​‌‍​‌‌‍‌ ‌‍‌‌‌​​‍‌ ‌‌‌‍‍‌‌‍ ​‌‍‌​‌‍‌‌‌ ​‍​‍‌‌​ ‌‌‌​​‍‌‌ ‌‍‍ ‌‍‌‌‌ ‍‌​‍‌‌​ ​ ‌​‌​​‍‌‌​ ​ ‌​‌​​‍‌‌​ ​‍​ ​‍​ ‌​​ ​​​ ‌‍​ ‌‍​ ​‌​ ‌‌​ ‌‍‌‍​‌‌‍‌​​ ‌​​ ‍‌​ ‌‍​‍‌‌​ ​‍​ ​‍​‍‌‌​ ‌‌‌​‌​​‍ ‍‌‍‌​‌‍​‌‌ ‌​‌‍‌‌‌‌​ ‌‍‌‌‌‍​ ‌ ‌​‌‍‍‌‌‍ ‌‍ ‍‌ ​ ​‍‌‌​ ‌‌‌​​‍‌‌ ‌‍‍ ‌‍‌‌‌ ‍‌​‍‌‌​ ​ ‌​‌​​‍‌‌​ ​ ‌​‌​​‍‌‌​ ​‍​ ​‍​ ‍​​ ​​‌‍​‌‌‍​‌​ ​ ​ ​​​ ‍‌​ ‌‌​ ​‌‌‍​‌‌‍​‌‌‍​ ​ ​ ‌‍‌‌‌‍​‍‌‍​‍‌‍​‍​ ‌‍‌‍‌‌​ ‌‌​ ​​​ ‌ ‌‍​‍​ ‌‍​ ‌​​ ​‍‌‍​‌‌‍‌‌​ ​‍​ ​ ​ ‌‍​ ‌‌​‍‌‌​ ​‍​ ​‍​‍‌‌​ ‌‌‌​‌​​‍ ‍‌‍​ ‌‍​‌‌ ​‍‌‍‌​‌ ​ ​‍‌‌​ ‌‌‌​​‍‌‌ ‌‍‍ ‌‍‌‌‌ ‍‌​‍‌‌​ ​ ‌​‌​​‍‌‌​ ​ ‌​‌​​‍‌‌​ ​‍​ ​‍​ ‌ ​ ​​‌‍‌‍​ ‌ ​ ‌ ​ ​‌​ ​ ​ ‌‌​ ​‌​ ‌‌‌‍‌​​ ​ ​ ​‌‌‍​‌​ ‍​​ ‌ ​ ‌‌​ ‌ ​ ​‌​ ​‍​ ​ ​ ​‍​ ‌ ‌‍​ ​ ‌‍​ ‌ ​ ​​​ ‌ ​ ​ ​ ‌ ​ ‍​​ ‌‌​‍‌‌​ ​‍​ ​‍​‍‌‌​ ‌‌‌​‌​​‍ ‍‌ ‌​‌‍‍‌‌ ‌​‌‍ ​‌‍‌‌​ ‌‍​‍‌‍​‌‌ ​ ‌‍‌‌‌‌‌‌‌ ​‍‌‍ ​​ ‌‌‍‍​‌ ‌​‌ ‌​‌ ​​‌ ​ ​‍‌‌​ ​ ‌​​‌​‍‌‌​ ​‍‌​‌‍​‍‌‌​ ​‍‌​‌‍‌‍​ ‌‍‍​‌‍‌‌‌‍ ​‌ ​ ‌‍‌‌‌‍​‌‌ ​​‌‍‍‌‌‍‌‌‌ ​‍‌ ​ ​‍ ‍‌ ​ ‌‍​‌‌‍ ‍‌‍‍‌‌ ‌​‌ ‍‌​‍ ‍‌ ​ ‌ ‌​‌ ‌‌‌‍‌​‌‍‍‌‌‍ ​‍‌‍‌‍‍‌‌‍‌​​ ‌​ ‍​‌‍​‍​ ‍​​ ‌​​ ‌ ‌‍‌​‌‍​ ​ ‌‍​‍ ‌‌‍​ ​ ‍​‌‍​‌‌‍‌‌​‍ ‌​ ‌​​ ​​‌‍‌​​ ‌ ​‍ ‌​ ‍‌​ ‌ ‌‍‌‍​ ‌‌​‍ ‌‌‍‌‌​ ‌ ​ ​‍​ ‌​​ ​​‌‍‌‌​ ​‍​ ‌​​ ‌‌​ ‌‌​ ‍​​ ‌‍​‍‌‍‌ ‌​‌ ‍‌‌ ​​‌‍‌‌​ ‌‌ ‌‍‌‍‌‌‌‍ ‍‌ ‌‌‌‍‌‌‌‌​ ‌‍ ​‌ ‌‌‌‍‌ ‌‌​​‌‍​‌‌‍‌ ‌‍‌‌​‍‌‍‌ ​​‌‍​‌‌ ‌​‌‍‍​​ ‌‌ ​​‌‍​‌‌‍‌ ‌‍‌‌‌​​‍‌ ‌‌‌‍‍‌‌‍ ​‌‍‌​‌‍‌‌‌ ​‍​‍‌‌​ ‌‌‌​​‍‌‌ ‌‍‍ ‌‍‌‌‌ ‍‌​‍‌‌​ ​ ‌​‌​​‍‌‌​ ​ ‌​‌​​‍‌‌​ ​‍​ ​‍​ ‌​​ ​​​ ‌‍​ ‌‍​ ​‌​ ‌‌​ ‌‍‌‍​‌‌‍‌​​ ‌​​ ‍‌​ ‌‍​‍‌‌​ ​‍​ ​‍​‍‌‌​ ‌‌‌​‌​​‍ ‍‌‍‌​‌‍​‌‌ ‌​‌‍‌‌‌‌​ ‌‍‌‌‌‍​ ‌ ‌​‌‍‍‌‌‍ ‌‍ ‍‌ ​ ​‍‌‌​ ‌‌‌​​‍‌‌ ‌‍‍ ‌‍‌‌‌ ‍‌​‍‌‌​ ​ ‌​‌​​‍‌‌​ ​ ‌​‌​​‍‌‌​ ​‍​ ​‍​ ‍​​ ​​‌‍​‌‌‍​‌​ ​ ​ ​​​ ‍‌​ ‌‌​ ​‌‌‍​‌‌‍​‌‌‍​ ​ ​ ‌‍‌‌‌‍​‍‌‍​‍‌‍​‍​ ‌‍‌‍‌‌​ ‌‌​ ​​​ ‌ ‌‍​‍​ ‌‍​ ‌​​ ​‍‌‍​‌‌‍‌‌​ ​‍​ ​ ​ ‌‍​ ‌‌​‍‌‌​ ​‍​ ​‍​‍‌‌​ ‌‌‌​‌​​‍ ‍‌‍​ ‌‍​‌‌ ​‍‌‍‌​‌ ​ ​‍‌‌​ ‌‌‌​​‍‌‌ ‌‍‍ ‌‍‌‌‌ ‍‌​‍‌‌​ ​ ‌​‌​​‍‌‌​ ​ ‌​‌​​‍‌‌​ ​‍​ ​‍​ ‌ ​ ​​‌‍‌‍​ ‌ ​ ‌ ​ ​‌​ ​ ​ ‌‌​ ​‌​ ‌‌‌‍‌​​ ​ ​ ​‌‌‍​‌​ ‍​​ ‌ ​ ‌‌​ ‌ ​ ​‌​ ​‍​ ​ ​ ​‍​ ‌ ‌‍​ ​ ‌‍​ ‌ ​ ​​​ ‌ ​ ​ ​ ‌ ​ ‍​​ ‌‌​‍‌‌​ ​‍​ ​‍​‍‌‌​ ‌‌‌​‌​​‍ ‍‌ ‌​‌‍‍‌‌ ‌​‌‍ ​‌‍‌‌​‍‌‍‌ ​​‌‍‌‌‌ ​‍‌ ​ ‌ ​​‌‍‌‌‌‍​ ‌ ‌​‌‍‍‌‌ ‌‍‌‍‌‌​ ‌‌ ​​‌ ‌‌‌‍​‍‌‍ ​‌‍‍‌‌ ​ ‌‍‍​‌‍‌‌‌‍‌​​‍​‍‌ ‌
Red​​​​‌ ‍ ​‍​‍‌‍ ‌ ​‍‌‍‍‌‌‍‌ ‌‍‍‌‌‍ ‍​‍​‍​ ‍‍​‍​‍‌ ​ ‌‍​‌‌‍ ‍‌‍‍‌‌ ‌​‌ ‍‌​‍ ‍‌‍‍‌‌‍ ​‍​‍​‍ ​​‍​‍‌‍‍​‌ ​‍‌‍‌‌‌‍‌‍​‍​‍​ ‍‍​‍​‍‌‍‍​‌ ‌​‌ ‌​‌ ​​‌ ​ ​ ‍‍​‍ ​‍ ‌‍​ ‌‍‍​‌‍‌‌‌‍ ​‌ ​ ‌‍‌‌‌‍​‌‌ ​​‌‍‍‌‌‍‌‌‌ ​‍‌ ​ ​‍ ‍‌ ​ ‌‍​‌‌‍ ‍‌‍‍‌‌ ‌​‌ ‍‌​‍ ‍‌ ​ ‌ ‌​‌ ‌‌‌‍‌​‌‍‍‌‌‍ ​‍ ‌‍‍‌‌‍ ‍‌ ‌​‌‍‌‌‌‍ ‍‌ ‌​​‍ ‌‍‌‌‌‍‌​‌‍‍‌‌ ‌​​‍ ‌‍ ‌‌‍ ‌‍‌​‌‍‌‌​ ‌‌ ​​‌ ​‍‌‍‌‌‌ ​ ‌‍‌‌‌‍ ‍‌ ‌​‌‍​‌‌ ‌​‌‍‍‌‌‍ ‌‍ ‍​ ‍ ‌‍‍‌‌‍‌​​ ‌​ ‍​‌‍​‍​ ‍​​ ‌​​ ‌ ‌‍‌​‌‍​ ​ ‌‍​‍ ‌‌‍​ ​ ‍​‌‍​‌‌‍‌‌​‍ ‌​ ‌​​ ​​‌‍‌​​ ‌ ​‍ ‌​ ‍‌​ ‌ ‌‍‌‍​ ‌‌​‍ ‌‌‍‌‌​ ‌ ​ ​‍​ ‌​​ ​​‌‍‌‌​ ​‍​ ‌​​ ‌‌​ ‌‌​ ‍​​ ‌‍​ ‍ ‌ ‌​‌ ‍‌‌ ​​‌‍‌‌​ ‌‌ ‌‍‌‍‌‌‌‍ ‍‌ ‌‌‌‍‌‌‌‌​ ‌‍ ​‌ ‌‌‌‍‌ ‌‌​​‌‍​‌‌‍‌ ‌‍‌‌​ ‍ ‌ ​​‌‍​‌‌ ‌​‌‍‍​​ ‌‌ ​​‌‍​‌‌‍‌ ‌‍‌‌‌​​‍‌ ‌‌‌‍‍‌‌‍ ​‌‍‌​‌‍‌‌‌ ​‍​‍‌‌​ ‌‌‌​​‍‌‌ ‌‍‍ ‌‍‌‌‌ ‍‌​‍‌‌​ ​ ‌​‌​​‍‌‌​ ​ ‌​‌​​‍‌‌​ ​‍​ ​‍​ ‌​​ ​​​ ‌‍​ ‌‍​ ​‌​ ‌‌​ ‌‍‌‍​‌‌‍‌​​ ‌​​ ‍‌​ ‌‍​‍‌‌​ ​‍​ ​‍​‍‌‌​ ‌‌‌​‌​​‍ ‍‌‍‌​‌‍​‌‌ ‌​‌‍‌‌‌‌​ ‌‍‌‌‌‍​ ‌ ‌​‌‍‍‌‌‍ ‌‍ ‍‌ ​ ​‍‌‌​ ‌‌‌​​‍‌‌ ‌‍‍ ‌‍‌‌‌ ‍‌​‍‌‌​ ​ ‌​‌​​‍‌‌​ ​ ‌​‌​​‍‌‌​ ​‍​ ​‍​ ‍​​ ​​‌‍​‌‌‍​‌​ ​ ​ ​​​ ‍‌​ ‌‌​ ​‌‌‍​‌‌‍​‌‌‍​ ​ ​ ‌‍‌‌‌‍​‍‌‍​‍‌‍​‍​ ‌‍‌‍‌‌​ ‌‌​ ​​​ ‌ ‌‍​‍​ ‌‍​ ‌​​ ​‍‌‍​‌‌‍‌‌​ ​‍​ ​ ​ ‌‍​ ‌‌​‍‌‌​ ​‍​ ​‍​‍‌‌​ ‌‌‌​‌​​‍ ‍‌‍​ ‌‍​‌‌ ​‍‌‍‌​‌ ​ ​‍‌‌​ ‌‌‌​​‍‌‌ ‌‍‍ ‌‍‌‌‌ ‍‌​‍‌‌​ ​ ‌​‌​​‍‌‌​ ​ ‌​‌​​‍‌‌​ ​‍​ ​‍​ ‌ ​ ​​‌‍‌‍​ ‌ ​ ‌ ​ ​‌​ ​ ​ ‌‌​ ​‌​ ‌‌‌‍‌​​ ​ ​ ​‌‌‍​‌​ ‍​​ ‌ ​ ‌‌​ ‌ ​ ​‌​ ​‍​ ​ ​ ​‍​ ‌ ‌‍​ ​ ‌‍​ ‌ ​ ​​​ ‌ ​ ​ ​ ‌ ​ ‍​​ ‌‌​‍‌‌​ ​‍​ ​‍​‍‌‌​ ‌‌‌​‌​​‍ ‍‌‍‌​‌‍‌‌‌ ​ ‌‍​ ‌ ​‍‌‍‍‌‌ ​​‌ ‌​‌‍‍‌‌‍ ‌‍ ‍​‍ ‍‌ ‌​‌‍‌‌‌ ‍​‌ ‌​​ ‌‍​‍‌‍​‌‌ ​ ‌‍‌‌‌‌‌‌‌ ​‍‌‍ ​​ ‌‌‍‍​‌ ‌​‌ ‌​‌ ​​‌ ​ ​‍‌‌​ ​ ‌​​‌​‍‌‌​ ​‍‌​‌‍​‍‌‌​ ​‍‌​‌‍‌‍​ ‌‍‍​‌‍‌‌‌‍ ​‌ ​ ‌‍‌‌‌‍​‌‌ ​​‌‍‍‌‌‍‌‌‌ ​‍‌ ​ ​‍ ‍‌ ​ ‌‍​‌‌‍ ‍‌‍‍‌‌ ‌​‌ ‍‌​‍ ‍‌ ​ ‌ ‌​‌ ‌‌‌‍‌​‌‍‍‌‌‍ ​‍‌‍‌‍‍‌‌‍‌​​ ‌​ ‍​‌‍​‍​ ‍​​ ‌​​ ‌ ‌‍‌​‌‍​ ​ ‌‍​‍ ‌‌‍​ ​ ‍​‌‍​‌‌‍‌‌​‍ ‌​ ‌​​ ​​‌‍‌​​ ‌ ​‍ ‌​ ‍‌​ ‌ ‌‍‌‍​ ‌‌​‍ ‌‌‍‌‌​ ‌ ​ ​‍​ ‌​​ ​​‌‍‌‌​ ​‍​ ‌​​ ‌‌​ ‌‌​ ‍​​ ‌‍​‍‌‍‌ ‌​‌ ‍‌‌ ​​‌‍‌‌​ ‌‌ ‌‍‌‍‌‌‌‍ ‍‌ ‌‌‌‍‌‌‌‌​ ‌‍ ​‌ ‌‌‌‍‌ ‌‌​​‌‍​‌‌‍‌ ‌‍‌‌​‍‌‍‌ ​​‌‍​‌‌ ‌​‌‍‍​​ ‌‌ ​​‌‍​‌‌‍‌ ‌‍‌‌‌​​‍‌ ‌‌‌‍‍‌‌‍ ​‌‍‌​‌‍‌‌‌ ​‍​‍‌‌​ ‌‌‌​​‍‌‌ ‌‍‍ ‌‍‌‌‌ ‍‌​‍‌‌​ ​ ‌​‌​​‍‌‌​ ​ ‌​‌​​‍‌‌​ ​‍​ ​‍​ ‌​​ ​​​ ‌‍​ ‌‍​ ​‌​ ‌‌​ ‌‍‌‍​‌‌‍‌​​ ‌​​ ‍‌​ ‌‍​‍‌‌​ ​‍​ ​‍​‍‌‌​ ‌‌‌​‌​​‍ ‍‌‍‌​‌‍​‌‌ ‌​‌‍‌‌‌‌​ ‌‍‌‌‌‍​ ‌ ‌​‌‍‍‌‌‍ ‌‍ ‍‌ ​ ​‍‌‌​ ‌‌‌​​‍‌‌ ‌‍‍ ‌‍‌‌‌ ‍‌​‍‌‌​ ​ ‌​‌​​‍‌‌​ ​ ‌​‌​​‍‌‌​ ​‍​ ​‍​ ‍​​ ​​‌‍​‌‌‍​‌​ ​ ​ ​​​ ‍‌​ ‌‌​ ​‌‌‍​‌‌‍​‌‌‍​ ​ ​ ‌‍‌‌‌‍​‍‌‍​‍‌‍​‍​ ‌‍‌‍‌‌​ ‌‌​ ​​​ ‌ ‌‍​‍​ ‌‍​ ‌​​ ​‍‌‍​‌‌‍‌‌​ ​‍​ ​ ​ ‌‍​ ‌‌​‍‌‌​ ​‍​ ​‍​‍‌‌​ ‌‌‌​‌​​‍ ‍‌‍​ ‌‍​‌‌ ​‍‌‍‌​‌ ​ ​‍‌‌​ ‌‌‌​​‍‌‌ ‌‍‍ ‌‍‌‌‌ ‍‌​‍‌‌​ ​ ‌​‌​​‍‌‌​ ​ ‌​‌​​‍‌‌​ ​‍​ ​‍​ ‌ ​ ​​‌‍‌‍​ ‌ ​ ‌ ​ ​‌​ ​ ​ ‌‌​ ​‌​ ‌‌‌‍‌​​ ​ ​ ​‌‌‍​‌​ ‍​​ ‌ ​ ‌‌​ ‌ ​ ​‌​ ​‍​ ​ ​ ​‍​ ‌ ‌‍​ ​ ‌‍​ ‌ ​ ​​​ ‌ ​ ​ ​ ‌ ​ ‍​​ ‌‌​‍‌‌​ ​‍​ ​‍​‍‌‌​ ‌‌‌​‌​​‍ ‍‌‍‌​‌‍‌‌‌ ​ ‌‍​ ‌ ​‍‌‍‍‌‌ ​​‌ ‌​‌‍‍‌‌‍ ‌‍ ‍​‍ ‍‌ ‌​‌‍‌‌‌ ‍​‌ ‌​​‍‌‍‌ ​​‌‍‌‌‌ ​‍‌ ​ ‌ ​​‌‍‌‌‌‍​ ‌ ‌​‌‍‍‌‌ ‌‍‌‍‌‌​ ‌‌ ​​‌ ‌‌‌‍​‍‌‍ ​‌‍‍‌‌ ​ ‌‍‍​‌‍‌‌‌‍‌​​‍​‍‌ ‌
Over 30​​​​‌ ‍ ​‍​‍‌‍ ‌ ​‍‌‍‍‌‌‍‌ ‌‍‍‌‌‍ ‍​‍​‍​ ‍‍​‍​‍‌ ​ ‌‍​‌‌‍ ‍‌‍‍‌‌ ‌​‌ ‍‌​‍ ‍‌‍‍‌‌‍ ​‍​‍​‍ ​​‍​‍‌‍‍​‌ ​‍‌‍‌‌‌‍‌‍​‍​‍​ ‍‍​‍​‍‌‍‍​‌ ‌​‌ ‌​‌ ​​‌ ​ ​ ‍‍​‍ ​‍ ‌‍​ ‌‍‍​‌‍‌‌‌‍ ​‌ ​ ‌‍‌‌‌‍​‌‌ ​​‌‍‍‌‌‍‌‌‌ ​‍‌ ​ ​‍ ‍‌ ​ ‌‍​‌‌‍ ‍‌‍‍‌‌ ‌​‌ ‍‌​‍ ‍‌ ​ ‌ ‌​‌ ‌‌‌‍‌​‌‍‍‌‌‍ ​‍ ‌‍‍‌‌‍ ‍‌ ‌​‌‍‌‌‌‍ ‍‌ ‌​​‍ ‌‍‌‌‌‍‌​‌‍‍‌‌ ‌​​‍ ‌‍ ‌‌‍ ‌‍‌​‌‍‌‌​ ‌‌ ​​‌ ​‍‌‍‌‌‌ ​ ‌‍‌‌‌‍ ‍‌ ‌​‌‍​‌‌ ‌​‌‍‍‌‌‍ ‌‍ ‍​ ‍ ‌‍‍‌‌‍‌​​ ‌​ ‍​‌‍​‍​ ‍​​ ‌​​ ‌ ‌‍‌​‌‍​ ​ ‌‍​‍ ‌‌‍​ ​ ‍​‌‍​‌‌‍‌‌​‍ ‌​ ‌​​ ​​‌‍‌​​ ‌ ​‍ ‌​ ‍‌​ ‌ ‌‍‌‍​ ‌‌​‍ ‌‌‍‌‌​ ‌ ​ ​‍​ ‌​​ ​​‌‍‌‌​ ​‍​ ‌​​ ‌‌​ ‌‌​ ‍​​ ‌‍​ ‍ ‌ ‌​‌ ‍‌‌ ​​‌‍‌‌​ ‌‌ ‌‍‌‍‌‌‌‍ ‍‌ ‌‌‌‍‌‌‌‌​ ‌‍ ​‌ ‌‌‌‍‌ ‌‌​​‌‍​‌‌‍‌ ‌‍‌‌​ ‍ ‌ ​​‌‍​‌‌ ‌​‌‍‍​​ ‌‌ ​​‌‍​‌‌‍‌ ‌‍‌‌‌​​‍‌ ‌‌‌‍‍‌‌‍ ​‌‍‌​‌‍‌‌‌ ​‍​‍‌‌​ ‌‌‌​​‍‌‌ ‌‍‍ ‌‍‌‌‌ ‍‌​‍‌‌​ ​ ‌​‌​​‍‌‌​ ​ ‌​‌​​‍‌‌​ ​‍​ ​‍​ ‌​​ ​​​ ‌‍​ ‌‍​ ​‌​ ‌‌​ ‌‍‌‍​‌‌‍‌​​ ‌​​ ‍‌​ ‌‍​‍‌‌​ ​‍​ ​‍​‍‌‌​ ‌‌‌​‌​​‍ ‍‌‍‌​‌‍​‌‌ ‌​‌‍‌‌‌‌​ ‌‍‌‌‌‍​ ‌ ‌​‌‍‍‌‌‍ ‌‍ ‍‌ ​ ​‍‌‌​ ‌‌‌​​‍‌‌ ‌‍‍ ‌‍‌‌‌ ‍‌​‍‌‌​ ​ ‌​‌​​‍‌‌​ ​ ‌​‌​​‍‌‌​ ​‍​ ​‍​ ‍​​ ​​‌‍​‌‌‍​‌​ ​ ​ ​​​ ‍‌​ ‌‌​ ​‌‌‍​‌‌‍​‌‌‍​ ​ ​ ‌‍‌‌‌‍​‍‌‍​‍‌‍​‍​ ‌‍‌‍‌‌​ ‌‌​ ​​​ ‌ ‌‍​‍​ ‌‍​ ‌​​ ​‍‌‍​‌‌‍‌‌​ ​‍​ ​ ​ ‌‍​ ‌‌​‍‌‌​ ​‍​ ​‍​‍‌‌​ ‌‌‌​‌​​‍ ‍‌‍​ ‌‍​‌‌ ​‍‌‍‌​‌ ​ ​‍‌‌​ ‌‌‌​​‍‌‌ ‌‍‍ ‌‍‌‌‌ ‍‌​‍‌‌​ ​ ‌​‌​​‍‌‌​ ​ ‌​‌​​‍‌‌​ ​‍​ ​‍​ ‌​​ ‌‍​ ‌‍​ ​‍‌‍‌‍‌‍​ ​ ​​​ ​​​ ​‌‌‍​‌‌‍​ ‌‍‌‌​ ‌‌​ ​​​ ‌ ​ ‌‍‌‍‌‍​ ​​​ ​‍​ ‍​​ ​‍​ ​‌​ ‌ ​ ‌ ‌‍​‌‌‍‌​​ ‌‍‌‍‌‍​ ‍‌‌‍​ ​ ‌‌​ ​ ​‍‌‌​ ​‍​ ​‍​‍‌‌​ ‌‌‌​‌​​‍ ‍‌ ‌​‌‍‍‌‌ ‌​‌‍ ​‌‍‌‌​ ‌‍​‍‌‍​‌‌ ​ ‌‍‌‌‌‌‌‌‌ ​‍‌‍ ​​ ‌‌‍‍​‌ ‌​‌ ‌​‌ ​​‌ ​ ​‍‌‌​ ​ ‌​​‌​‍‌‌​ ​‍‌​‌‍​‍‌‌​ ​‍‌​‌‍‌‍​ ‌‍‍​‌‍‌‌‌‍ ​‌ ​ ‌‍‌‌‌‍​‌‌ ​​‌‍‍‌‌‍‌‌‌ ​‍‌ ​ ​‍ ‍‌ ​ ‌‍​‌‌‍ ‍‌‍‍‌‌ ‌​‌ ‍‌​‍ ‍‌ ​ ‌ ‌​‌ ‌‌‌‍‌​‌‍‍‌‌‍ ​‍‌‍‌‍‍‌‌‍‌​​ ‌​ ‍​‌‍​‍​ ‍​​ ‌​​ ‌ ‌‍‌​‌‍​ ​ ‌‍​‍ ‌‌‍​ ​ ‍​‌‍​‌‌‍‌‌​‍ ‌​ ‌​​ ​​‌‍‌​​ ‌ ​‍ ‌​ ‍‌​ ‌ ‌‍‌‍​ ‌‌​‍ ‌‌‍‌‌​ ‌ ​ ​‍​ ‌​​ ​​‌‍‌‌​ ​‍​ ‌​​ ‌‌​ ‌‌​ ‍​​ ‌‍​‍‌‍‌ ‌​‌ ‍‌‌ ​​‌‍‌‌​ ‌‌ ‌‍‌‍‌‌‌‍ ‍‌ ‌‌‌‍‌‌‌‌​ ‌‍ ​‌ ‌‌‌‍‌ ‌‌​​‌‍​‌‌‍‌ ‌‍‌‌​‍‌‍‌ ​​‌‍​‌‌ ‌​‌‍‍​​ ‌‌ ​​‌‍​‌‌‍‌ ‌‍‌‌‌​​‍‌ ‌‌‌‍‍‌‌‍ ​‌‍‌​‌‍‌‌‌ ​‍​‍‌‌​ ‌‌‌​​‍‌‌ ‌‍‍ ‌‍‌‌‌ ‍‌​‍‌‌​ ​ ‌​‌​​‍‌‌​ ​ ‌​‌​​‍‌‌​ ​‍​ ​‍​ ‌​​ ​​​ ‌‍​ ‌‍​ ​‌​ ‌‌​ ‌‍‌‍​‌‌‍‌​​ ‌​​ ‍‌​ ‌‍​‍‌‌​ ​‍​ ​‍​‍‌‌​ ‌‌‌​‌​​‍ ‍‌‍‌​‌‍​‌‌ ‌​‌‍‌‌‌‌​ ‌‍‌‌‌‍​ ‌ ‌​‌‍‍‌‌‍ ‌‍ ‍‌ ​ ​‍‌‌​ ‌‌‌​​‍‌‌ ‌‍‍ ‌‍‌‌‌ ‍‌​‍‌‌​ ​ ‌​‌​​‍‌‌​ ​ ‌​‌​​‍‌‌​ ​‍​ ​‍​ ‍​​ ​​‌‍​‌‌‍​‌​ ​ ​ ​​​ ‍‌​ ‌‌​ ​‌‌‍​‌‌‍​‌‌‍​ ​ ​ ‌‍‌‌‌‍​‍‌‍​‍‌‍​‍​ ‌‍‌‍‌‌​ ‌‌​ ​​​ ‌ ‌‍​‍​ ‌‍​ ‌​​ ​‍‌‍​‌‌‍‌‌​ ​‍​ ​ ​ ‌‍​ ‌‌​‍‌‌​ ​‍​ ​‍​‍‌‌​ ‌‌‌​‌​​‍ ‍‌‍​ ‌‍​‌‌ ​‍‌‍‌​‌ ​ ​‍‌‌​ ‌‌‌​​‍‌‌ ‌‍‍ ‌‍‌‌‌ ‍‌​‍‌‌​ ​ ‌​‌​​‍‌‌​ ​ ‌​‌​​‍‌‌​ ​‍​ ​‍​ ‌​​ ‌‍​ ‌‍​ ​‍‌‍‌‍‌‍​ ​ ​​​ ​​​ ​‌‌‍​‌‌‍​ ‌‍‌‌​ ‌‌​ ​​​ ‌ ​ ‌‍‌‍‌‍​ ​​​ ​‍​ ‍​​ ​‍​ ​‌​ ‌ ​ ‌ ‌‍​‌‌‍‌​​ ‌‍‌‍‌‍​ ‍‌‌‍​ ​ ‌‌​ ​ ​‍‌‌​ ​‍​ ​‍​‍‌‌​ ‌‌‌​‌​​‍ ‍‌ ‌​‌‍‍‌‌ ‌​‌‍ ​‌‍‌‌​‍‌‍‌ ​​‌‍‌‌‌ ​‍‌ ​ ‌ ​​‌‍‌‌‌‍​ ‌ ‌​‌‍‍‌‌ ‌‍‌‍‌‌​ ‌‌ ​​‌ ‌‌‌‍​‍‌‍ ​‌‍‍‌‌ ​ ‌‍‍​‌‍‌‌‌‍‌​​‍​‍‌ ‌
Blue​​​​‌ ‍ ​‍​‍‌‍ ‌ ​‍‌‍‍‌‌‍‌ ‌‍‍‌‌‍ ‍​‍​‍​ ‍‍​‍​‍‌ ​ ‌‍​‌‌‍ ‍‌‍‍‌‌ ‌​‌ ‍‌​‍ ‍‌‍‍‌‌‍ ​‍​‍​‍ ​​‍​‍‌‍‍​‌ ​‍‌‍‌‌‌‍‌‍​‍​‍​ ‍‍​‍​‍‌‍‍​‌ ‌​‌ ‌​‌ ​​‌ ​ ​ ‍‍​‍ ​‍ ‌‍​ ‌‍‍​‌‍‌‌‌‍ ​‌ ​ ‌‍‌‌‌‍​‌‌ ​​‌‍‍‌‌‍‌‌‌ ​‍‌ ​ ​‍ ‍‌ ​ ‌‍​‌‌‍ ‍‌‍‍‌‌ ‌​‌ ‍‌​‍ ‍‌ ​ ‌ ‌​‌ ‌‌‌‍‌​‌‍‍‌‌‍ ​‍ ‌‍‍‌‌‍ ‍‌ ‌​‌‍‌‌‌‍ ‍‌ ‌​​‍ ‌‍‌‌‌‍‌​‌‍‍‌‌ ‌​​‍ ‌‍ ‌‌‍ ‌‍‌​‌‍‌‌​ ‌‌ ​​‌ ​‍‌‍‌‌‌ ​ ‌‍‌‌‌‍ ‍‌ ‌​‌‍​‌‌ ‌​‌‍‍‌‌‍ ‌‍ ‍​ ‍ ‌‍‍‌‌‍‌​​ ‌​ ‍​‌‍​‍​ ‍​​ ‌​​ ‌ ‌‍‌​‌‍​ ​ ‌‍​‍ ‌‌‍​ ​ ‍​‌‍​‌‌‍‌‌​‍ ‌​ ‌​​ ​​‌‍‌​​ ‌ ​‍ ‌​ ‍‌​ ‌ ‌‍‌‍​ ‌‌​‍ ‌‌‍‌‌​ ‌ ​ ​‍​ ‌​​ ​​‌‍‌‌​ ​‍​ ‌​​ ‌‌​ ‌‌​ ‍​​ ‌‍​ ‍ ‌ ‌​‌ ‍‌‌ ​​‌‍‌‌​ ‌‌ ‌‍‌‍‌‌‌‍ ‍‌ ‌‌‌‍‌‌‌‌​ ‌‍ ​‌ ‌‌‌‍‌ ‌‌​​‌‍​‌‌‍‌ ‌‍‌‌​ ‍ ‌ ​​‌‍​‌‌ ‌​‌‍‍​​ ‌‌ ​​‌‍​‌‌‍‌ ‌‍‌‌‌​​‍‌ ‌‌‌‍‍‌‌‍ ​‌‍‌​‌‍‌‌‌ ​‍​‍‌‌​ ‌‌‌​​‍‌‌ ‌‍‍ ‌‍‌‌‌ ‍‌​‍‌‌​ ​ ‌​‌​​‍‌‌​ ​ ‌​‌​​‍‌‌​ ​‍​ ​‍​ ‌​​ ​​​ ‌‍​ ‌‍​ ​‌​ ‌‌​ ‌‍‌‍​‌‌‍‌​​ ‌​​ ‍‌​ ‌‍​‍‌‌​ ​‍​ ​‍​‍‌‌​ ‌‌‌​‌​​‍ ‍‌‍‌​‌‍​‌‌ ‌​‌‍‌‌‌‌​ ‌‍‌‌‌‍​ ‌ ‌​‌‍‍‌‌‍ ‌‍ ‍‌ ​ ​‍‌‌​ ‌‌‌​​‍‌‌ ‌‍‍ ‌‍‌‌‌ ‍‌​‍‌‌​ ​ ‌​‌​​‍‌‌​ ​ ‌​‌​​‍‌‌​ ​‍​ ​‍​ ‍​​ ​​‌‍​‌‌‍​‌​ ​ ​ ​​​ ‍‌​ ‌‌​ ​‌‌‍​‌‌‍​‌‌‍​ ​ ​ ‌‍‌‌‌‍​‍‌‍​‍‌‍​‍​ ‌‍‌‍‌‌​ ‌‌​ ​​​ ‌ ‌‍​‍​ ‌‍​ ‌​​ ​‍‌‍​‌‌‍‌‌​ ​‍​ ​ ​ ‌‍​ ‌‌​‍‌‌​ ​‍​ ​‍​‍‌‌​ ‌‌‌​‌​​‍ ‍‌‍​ ‌‍​‌‌ ​‍‌‍‌​‌ ​ ​‍‌‌​ ‌‌‌​​‍‌‌ ‌‍‍ ‌‍‌‌‌ ‍‌​‍‌‌​ ​ ‌​‌​​‍‌‌​ ​ ‌​‌​​‍‌‌​ ​‍​ ​‍​ ‌​​ ‌‍​ ‌‍​ ​‍‌‍‌‍‌‍​ ​ ​​​ ​​​ ​‌‌‍​‌‌‍​ ‌‍‌‌​ ‌‌​ ​​​ ‌ ​ ‌‍‌‍‌‍​ ​​​ ​‍​ ‍​​ ​‍​ ​‌​ ‌ ​ ‌ ‌‍​‌‌‍‌​​ ‌‍‌‍‌‍​ ‍‌‌‍​ ​ ‌‌​ ​ ​‍‌‌​ ​‍​ ​‍​‍‌‌​ ‌‌‌​‌​​‍ ‍‌‍‌​‌‍‌‌‌ ​ ‌‍​ ‌ ​‍‌‍‍‌‌ ​​‌ ‌​‌‍‍‌‌‍ ‌‍ ‍​‍ ‍‌ ‌​‌‍‌‌‌ ‍​‌ ‌​​ ‌‍​‍‌‍​‌‌ ​ ‌‍‌‌‌‌‌‌‌ ​‍‌‍ ​​ ‌‌‍‍​‌ ‌​‌ ‌​‌ ​​‌ ​ ​‍‌‌​ ​ ‌​​‌​‍‌‌​ ​‍‌​‌‍​‍‌‌​ ​‍‌​‌‍‌‍​ ‌‍‍​‌‍‌‌‌‍ ​‌ ​ ‌‍‌‌‌‍​‌‌ ​​‌‍‍‌‌‍‌‌‌ ​‍‌ ​ ​‍ ‍‌ ​ ‌‍​‌‌‍ ‍‌‍‍‌‌ ‌​‌ ‍‌​‍ ‍‌ ​ ‌ ‌​‌ ‌‌‌‍‌​‌‍‍‌‌‍ ​‍‌‍‌‍‍‌‌‍‌​​ ‌​ ‍​‌‍​‍​ ‍​​ ‌​​ ‌ ‌‍‌​‌‍​ ​ ‌‍​‍ ‌‌‍​ ​ ‍​‌‍​‌‌‍‌‌​‍ ‌​ ‌​​ ​​‌‍‌​​ ‌ ​‍ ‌​ ‍‌​ ‌ ‌‍‌‍​ ‌‌​‍ ‌‌‍‌‌​ ‌ ​ ​‍​ ‌​​ ​​‌‍‌‌​ ​‍​ ‌​​ ‌‌​ ‌‌​ ‍​​ ‌‍​‍‌‍‌ ‌​‌ ‍‌‌ ​​‌‍‌‌​ ‌‌ ‌‍‌‍‌‌‌‍ ‍‌ ‌‌‌‍‌‌‌‌​ ‌‍ ​‌ ‌‌‌‍‌ ‌‌​​‌‍​‌‌‍‌ ‌‍‌‌​‍‌‍‌ ​​‌‍​‌‌ ‌​‌‍‍​​ ‌‌ ​​‌‍​‌‌‍‌ ‌‍‌‌‌​​‍‌ ‌‌‌‍‍‌‌‍ ​‌‍‌​‌‍‌‌‌ ​‍​‍‌‌​ ‌‌‌​​‍‌‌ ‌‍‍ ‌‍‌‌‌ ‍‌​‍‌‌​ ​ ‌​‌​​‍‌‌​ ​ ‌​‌​​‍‌‌​ ​‍​ ​‍​ ‌​​ ​​​ ‌‍​ ‌‍​ ​‌​ ‌‌​ ‌‍‌‍​‌‌‍‌​​ ‌​​ ‍‌​ ‌‍​‍‌‌​ ​‍​ ​‍​‍‌‌​ ‌‌‌​‌​​‍ ‍‌‍‌​‌‍​‌‌ ‌​‌‍‌‌‌‌​ ‌‍‌‌‌‍​ ‌ ‌​‌‍‍‌‌‍ ‌‍ ‍‌ ​ ​‍‌‌​ ‌‌‌​​‍‌‌ ‌‍‍ ‌‍‌‌‌ ‍‌​‍‌‌​ ​ ‌​‌​​‍‌‌​ ​ ‌​‌​​‍‌‌​ ​‍​ ​‍​ ‍​​ ​​‌‍​‌‌‍​‌​ ​ ​ ​​​ ‍‌​ ‌‌​ ​‌‌‍​‌‌‍​‌‌‍​ ​ ​ ‌‍‌‌‌‍​‍‌‍​‍‌‍​‍​ ‌‍‌‍‌‌​ ‌‌​ ​​​ ‌ ‌‍​‍​ ‌‍​ ‌​​ ​‍‌‍​‌‌‍‌‌​ ​‍​ ​ ​ ‌‍​ ‌‌​‍‌‌​ ​‍​ ​‍​‍‌‌​ ‌‌‌​‌​​‍ ‍‌‍​ ‌‍​‌‌ ​‍‌‍‌​‌ ​ ​‍‌‌​ ‌‌‌​​‍‌‌ ‌‍‍ ‌‍‌‌‌ ‍‌​‍‌‌​ ​ ‌​‌​​‍‌‌​ ​ ‌​‌​​‍‌‌​ ​‍​ ​‍​ ‌​​ ‌‍​ ‌‍​ ​‍‌‍‌‍‌‍​ ​ ​​​ ​​​ ​‌‌‍​‌‌‍​ ‌‍‌‌​ ‌‌​ ​​​ ‌ ​ ‌‍‌‍‌‍​ ​​​ ​‍​ ‍​​ ​‍​ ​‌​ ‌ ​ ‌ ‌‍​‌‌‍‌​​ ‌‍‌‍‌‍​ ‍‌‌‍​ ​ ‌‌​ ​ ​‍‌‌​ ​‍​ ​‍​‍‌‌​ ‌‌‌​‌​​‍ ‍‌‍‌​‌‍‌‌‌ ​ ‌‍​ ‌ ​‍‌‍‍‌‌ ​​‌ ‌​‌‍‍‌‌‍ ‌‍ ‍​‍ ‍‌ ‌​‌‍‌‌‌ ‍​‌ ‌​​‍‌‍‌ ​​‌‍‌‌‌ ​‍‌ ​ ‌ ​​‌‍‌‌‌‍​ ‌ ‌​‌‍‍‌‌ ‌‍‌‍‌‌​ ‌‌ ​​‌ ‌‌‌‍​‍‌‍ ​‌‍‍‌‌ ​ ‌‍‍​‌‍‌‌‌‍‌​​‍​‍‌ ‌
Over 30​​​​‌ ‍ ​‍​‍‌‍ ‌ ​‍‌‍‍‌‌‍‌ ‌‍‍‌‌‍ ‍​‍​‍​ ‍‍​‍​‍‌ ​ ‌‍​‌‌‍ ‍‌‍‍‌‌ ‌​‌ ‍‌​‍ ‍‌‍‍‌‌‍ ​‍​‍​‍ ​​‍​‍‌‍‍​‌ ​‍‌‍‌‌‌‍‌‍​‍​‍​ ‍‍​‍​‍‌‍‍​‌ ‌​‌ ‌​‌ ​​‌ ​ ​ ‍‍​‍ ​‍ ‌‍​ ‌‍‍​‌‍‌‌‌‍ ​‌ ​ ‌‍‌‌‌‍​‌‌ ​​‌‍‍‌‌‍‌‌‌ ​‍‌ ​ ​‍ ‍‌ ​ ‌‍​‌‌‍ ‍‌‍‍‌‌ ‌​‌ ‍‌​‍ ‍‌ ​ ‌ ‌​‌ ‌‌‌‍‌​‌‍‍‌‌‍ ​‍ ‌‍‍‌‌‍ ‍‌ ‌​‌‍‌‌‌‍ ‍‌ ‌​​‍ ‌‍‌‌‌‍‌​‌‍‍‌‌ ‌​​‍ ‌‍ ‌‌‍ ‌‍‌​‌‍‌‌​ ‌‌ ​​‌ ​‍‌‍‌‌‌ ​ ‌‍‌‌‌‍ ‍‌ ‌​‌‍​‌‌ ‌​‌‍‍‌‌‍ ‌‍ ‍​ ‍ ‌‍‍‌‌‍‌​​ ‌​ ‍​‌‍​‍​ ‍​​ ‌​​ ‌ ‌‍‌​‌‍​ ​ ‌‍​‍ ‌‌‍​ ​ ‍​‌‍​‌‌‍‌‌​‍ ‌​ ‌​​ ​​‌‍‌​​ ‌ ​‍ ‌​ ‍‌​ ‌ ‌‍‌‍​ ‌‌​‍ ‌‌‍‌‌​ ‌ ​ ​‍​ ‌​​ ​​‌‍‌‌​ ​‍​ ‌​​ ‌‌​ ‌‌​ ‍​​ ‌‍​ ‍ ‌ ‌​‌ ‍‌‌ ​​‌‍‌‌​ ‌‌ ‌‍‌‍‌‌‌‍ ‍‌ ‌‌‌‍‌‌‌‌​ ‌‍ ​‌ ‌‌‌‍‌ ‌‌​​‌‍​‌‌‍‌ ‌‍‌‌​ ‍ ‌ ​​‌‍​‌‌ ‌​‌‍‍​​ ‌‌ ​​‌‍​‌‌‍‌ ‌‍‌‌‌​​‍‌ ‌‌‌‍‍‌‌‍ ​‌‍‌​‌‍‌‌‌ ​‍​‍‌‌​ ‌‌‌​​‍‌‌ ‌‍‍ ‌‍‌‌‌ ‍‌​‍‌‌​ ​ ‌​‌​​‍‌‌​ ​ ‌​‌​​‍‌‌​ ​‍​ ​‍​ ‌​​ ​​​ ‌‍​ ‌‍​ ​‌​ ‌‌​ ‌‍‌‍​‌‌‍‌​​ ‌​​ ‍‌​ ‌‍​‍‌‌​ ​‍​ ​‍​‍‌‌​ ‌‌‌​‌​​‍ ‍‌‍‌​‌‍​‌‌ ‌​‌‍‌‌‌‌​ ‌‍‌‌‌‍​ ‌ ‌​‌‍‍‌‌‍ ‌‍ ‍‌ ​ ​‍‌‌​ ‌‌‌​​‍‌‌ ‌‍‍ ‌‍‌‌‌ ‍‌​‍‌‌​ ​ ‌​‌​​‍‌‌​ ​ ‌​‌​​‍‌‌​ ​‍​ ​‍​ ‍​​ ​​‌‍​‌‌‍​‌​ ​ ​ ​​​ ‍‌​ ‌‌​ ​‌‌‍​‌‌‍​‌‌‍​ ​ ​ ‌‍‌‌‌‍​‍‌‍​‍‌‍​‍​ ‌‍‌‍‌‌​ ‌‌​ ​​​ ‌ ‌‍​‍​ ‌‍​ ‌​​ ​‍‌‍​‌‌‍‌‌​ ​‍​ ​ ​ ‌‍​ ‌‌​‍‌‌​ ​‍​ ​‍​‍‌‌​ ‌‌‌​‌​​‍ ‍‌‍​ ‌‍​‌‌ ​‍‌‍‌​‌ ​ ​‍‌‌​ ‌‌‌​​‍‌‌ ‌‍‍ ‌‍‌‌‌ ‍‌​‍‌‌​ ​ ‌​‌​​‍‌‌​ ​ ‌​‌​​‍‌‌​ ​‍​ ​‍​ ‍​​ ​ ​ ‌‌‌‍​ ‌‍​ ​ ‌ ​ ‌ ​ ‌​​ ​​​ ‌​‌‍​‌‌‍‌​​ ​‍​ ​‍‌‍​‍​ ‌​​ ‍​‌‍​‌‌‍‌‌​ ‌ ​ ​‍​ ‍​​ ‍​‌‍‌​​ ​‌‌‍‌​​ ​‍​ ‍‌​ ​‌​ ​‍​ ‌‍‌‍​‍​‍‌‌​ ​‍​ ​‍​‍‌‌​ ‌‌‌​‌​​‍ ‍‌ ‌​‌‍‍‌‌ ‌​‌‍ ​‌‍‌‌​ ‌‍​‍‌‍​‌‌ ​ ‌‍‌‌‌‌‌‌‌ ​‍‌‍ ​​ ‌‌‍‍​‌ ‌​‌ ‌​‌ ​​‌ ​ ​‍‌‌​ ​ ‌​​‌​‍‌‌​ ​‍‌​‌‍​‍‌‌​ ​‍‌​‌‍‌‍​ ‌‍‍​‌‍‌‌‌‍ ​‌ ​ ‌‍‌‌‌‍​‌‌ ​​‌‍‍‌‌‍‌‌‌ ​‍‌ ​ ​‍ ‍‌ ​ ‌‍​‌‌‍ ‍‌‍‍‌‌ ‌​‌ ‍‌​‍ ‍‌ ​ ‌ ‌​‌ ‌‌‌‍‌​‌‍‍‌‌‍ ​‍‌‍‌‍‍‌‌‍‌​​ ‌​ ‍​‌‍​‍​ ‍​​ ‌​​ ‌ ‌‍‌​‌‍​ ​ ‌‍​‍ ‌‌‍​ ​ ‍​‌‍​‌‌‍‌‌​‍ ‌​ ‌​​ ​​‌‍‌​​ ‌ ​‍ ‌​ ‍‌​ ‌ ‌‍‌‍​ ‌‌​‍ ‌‌‍‌‌​ ‌ ​ ​‍​ ‌​​ ​​‌‍‌‌​ ​‍​ ‌​​ ‌‌​ ‌‌​ ‍​​ ‌‍​‍‌‍‌ ‌​‌ ‍‌‌ ​​‌‍‌‌​ ‌‌ ‌‍‌‍‌‌‌‍ ‍‌ ‌‌‌‍‌‌‌‌​ ‌‍ ​‌ ‌‌‌‍‌ ‌‌​​‌‍​‌‌‍‌ ‌‍‌‌​‍‌‍‌ ​​‌‍​‌‌ ‌​‌‍‍​​ ‌‌ ​​‌‍​‌‌‍‌ ‌‍‌‌‌​​‍‌ ‌‌‌‍‍‌‌‍ ​‌‍‌​‌‍‌‌‌ ​‍​‍‌‌​ ‌‌‌​​‍‌‌ ‌‍‍ ‌‍‌‌‌ ‍‌​‍‌‌​ ​ ‌​‌​​‍‌‌​ ​ ‌​‌​​‍‌‌​ ​‍​ ​‍​ ‌​​ ​​​ ‌‍​ ‌‍​ ​‌​ ‌‌​ ‌‍‌‍​‌‌‍‌​​ ‌​​ ‍‌​ ‌‍​‍‌‌​ ​‍​ ​‍​‍‌‌​ ‌‌‌​‌​​‍ ‍‌‍‌​‌‍​‌‌ ‌​‌‍‌‌‌‌​ ‌‍‌‌‌‍​ ‌ ‌​‌‍‍‌‌‍ ‌‍ ‍‌ ​ ​‍‌‌​ ‌‌‌​​‍‌‌ ‌‍‍ ‌‍‌‌‌ ‍‌​‍‌‌​ ​ ‌​‌​​‍‌‌​ ​ ‌​‌​​‍‌‌​ ​‍​ ​‍​ ‍​​ ​​‌‍​‌‌‍​‌​ ​ ​ ​​​ ‍‌​ ‌‌​ ​‌‌‍​‌‌‍​‌‌‍​ ​ ​ ‌‍‌‌‌‍​‍‌‍​‍‌‍​‍​ ‌‍‌‍‌‌​ ‌‌​ ​​​ ‌ ‌‍​‍​ ‌‍​ ‌​​ ​‍‌‍​‌‌‍‌‌​ ​‍​ ​ ​ ‌‍​ ‌‌​‍‌‌​ ​‍​ ​‍​‍‌‌​ ‌‌‌​‌​​‍ ‍‌‍​ ‌‍​‌‌ ​‍‌‍‌​‌ ​ ​‍‌‌​ ‌‌‌​​‍‌‌ ‌‍‍ ‌‍‌‌‌ ‍‌​‍‌‌​ ​ ‌​‌​​‍‌‌​ ​ ‌​‌​​‍‌‌​ ​‍​ ​‍​ ‍​​ ​ ​ ‌‌‌‍​ ‌‍​ ​ ‌ ​ ‌ ​ ‌​​ ​​​ ‌​‌‍​‌‌‍‌​​ ​‍​ ​‍‌‍​‍​ ‌​​ ‍​‌‍​‌‌‍‌‌​ ‌ ​ ​‍​ ‍​​ ‍​‌‍‌​​ ​‌‌‍‌​​ ​‍​ ‍‌​ ​‌​ ​‍​ ‌‍‌‍​‍​‍‌‌​ ​‍​ ​‍​‍‌‌​ ‌‌‌​‌​​‍ ‍‌ ‌​‌‍‍‌‌ ‌​‌‍ ​‌‍‌‌​‍‌‍‌ ​​‌‍‌‌‌ ​‍‌ ​ ‌ ​​‌‍‌‌‌‍​ ‌ ‌​‌‍‍‌‌ ‌‍‌‍‌‌​ ‌‌ ​​‌ ‌‌‌‍​‍‌‍ ​‌‍‍‌‌ ​ ‌‍‍​‌‍‌‌‌‍‌​​‍​‍‌ ‌
Green​​​​‌ ‍ ​‍​‍‌‍ ‌ ​‍‌‍‍‌‌‍‌ ‌‍‍‌‌‍ ‍​‍​‍​ ‍‍​‍​‍‌ ​ ‌‍​‌‌‍ ‍‌‍‍‌‌ ‌​‌ ‍‌​‍ ‍‌‍‍‌‌‍ ​‍​‍​‍ ​​‍​‍‌‍‍​‌ ​‍‌‍‌‌‌‍‌‍​‍​‍​ ‍‍​‍​‍‌‍‍​‌ ‌​‌ ‌​‌ ​​‌ ​ ​ ‍‍​‍ ​‍ ‌‍​ ‌‍‍​‌‍‌‌‌‍ ​‌ ​ ‌‍‌‌‌‍​‌‌ ​​‌‍‍‌‌‍‌‌‌ ​‍‌ ​ ​‍ ‍‌ ​ ‌‍​‌‌‍ ‍‌‍‍‌‌ ‌​‌ ‍‌​‍ ‍‌ ​ ‌ ‌​‌ ‌‌‌‍‌​‌‍‍‌‌‍ ​‍ ‌‍‍‌‌‍ ‍‌ ‌​‌‍‌‌‌‍ ‍‌ ‌​​‍ ‌‍‌‌‌‍‌​‌‍‍‌‌ ‌​​‍ ‌‍ ‌‌‍ ‌‍‌​‌‍‌‌​ ‌‌ ​​‌ ​‍‌‍‌‌‌ ​ ‌‍‌‌‌‍ ‍‌ ‌​‌‍​‌‌ ‌​‌‍‍‌‌‍ ‌‍ ‍​ ‍ ‌‍‍‌‌‍‌​​ ‌​ ‍​‌‍​‍​ ‍​​ ‌​​ ‌ ‌‍‌​‌‍​ ​ ‌‍​‍ ‌‌‍​ ​ ‍​‌‍​‌‌‍‌‌​‍ ‌​ ‌​​ ​​‌‍‌​​ ‌ ​‍ ‌​ ‍‌​ ‌ ‌‍‌‍​ ‌‌​‍ ‌‌‍‌‌​ ‌ ​ ​‍​ ‌​​ ​​‌‍‌‌​ ​‍​ ‌​​ ‌‌​ ‌‌​ ‍​​ ‌‍​ ‍ ‌ ‌​‌ ‍‌‌ ​​‌‍‌‌​ ‌‌ ‌‍‌‍‌‌‌‍ ‍‌ ‌‌‌‍‌‌‌‌​ ‌‍ ​‌ ‌‌‌‍‌ ‌‌​​‌‍​‌‌‍‌ ‌‍‌‌​ ‍ ‌ ​​‌‍​‌‌ ‌​‌‍‍​​ ‌‌ ​​‌‍​‌‌‍‌ ‌‍‌‌‌​​‍‌ ‌‌‌‍‍‌‌‍ ​‌‍‌​‌‍‌‌‌ ​‍​‍‌‌​ ‌‌‌​​‍‌‌ ‌‍‍ ‌‍‌‌‌ ‍‌​‍‌‌​ ​ ‌​‌​​‍‌‌​ ​ ‌​‌​​‍‌‌​ ​‍​ ​‍​ ‌​​ ​​​ ‌‍​ ‌‍​ ​‌​ ‌‌​ ‌‍‌‍​‌‌‍‌​​ ‌​​ ‍‌​ ‌‍​‍‌‌​ ​‍​ ​‍​‍‌‌​ ‌‌‌​‌​​‍ ‍‌‍‌​‌‍​‌‌ ‌​‌‍‌‌‌‌​ ‌‍‌‌‌‍​ ‌ ‌​‌‍‍‌‌‍ ‌‍ ‍‌ ​ ​‍‌‌​ ‌‌‌​​‍‌‌ ‌‍‍ ‌‍‌‌‌ ‍‌​‍‌‌​ ​ ‌​‌​​‍‌‌​ ​ ‌​‌​​‍‌‌​ ​‍​ ​‍​ ‍​​ ​​‌‍​‌‌‍​‌​ ​ ​ ​​​ ‍‌​ ‌‌​ ​‌‌‍​‌‌‍​‌‌‍​ ​ ​ ‌‍‌‌‌‍​‍‌‍​‍‌‍​‍​ ‌‍‌‍‌‌​ ‌‌​ ​​​ ‌ ‌‍​‍​ ‌‍​ ‌​​ ​‍‌‍​‌‌‍‌‌​ ​‍​ ​ ​ ‌‍​ ‌‌​‍‌‌​ ​‍​ ​‍​‍‌‌​ ‌‌‌​‌​​‍ ‍‌‍​ ‌‍​‌‌ ​‍‌‍‌​‌ ​ ​‍‌‌​ ‌‌‌​​‍‌‌ ‌‍‍ ‌‍‌‌‌ ‍‌​‍‌‌​ ​ ‌​‌​​‍‌‌​ ​ ‌​‌​​‍‌‌​ ​‍​ ​‍​ ‍​​ ​ ​ ‌‌‌‍​ ‌‍​ ​ ‌ ​ ‌ ​ ‌​​ ​​​ ‌​‌‍​‌‌‍‌​​ ​‍​ ​‍‌‍​‍​ ‌​​ ‍​‌‍​‌‌‍‌‌​ ‌ ​ ​‍​ ‍​​ ‍​‌‍‌​​ ​‌‌‍‌​​ ​‍​ ‍‌​ ​‌​ ​‍​ ‌‍‌‍​‍​‍‌‌​ ​‍​ ​‍​‍‌‌​ ‌‌‌​‌​​‍ ‍‌‍‌​‌‍‌‌‌ ​ ‌‍​ ‌ ​‍‌‍‍‌‌ ​​‌ ‌​‌‍‍‌‌‍ ‌‍ ‍​‍ ‍‌ ‌​‌‍‌‌‌ ‍​‌ ‌​​ ‌‍​‍‌‍​‌‌ ​ ‌‍‌‌‌‌‌‌‌ ​‍‌‍ ​​ ‌‌‍‍​‌ ‌​‌ ‌​‌ ​​‌ ​ ​‍‌‌​ ​ ‌​​‌​‍‌‌​ ​‍‌​‌‍​‍‌‌​ ​‍‌​‌‍‌‍​ ‌‍‍​‌‍‌‌‌‍ ​‌ ​ ‌‍‌‌‌‍​‌‌ ​​‌‍‍‌‌‍‌‌‌ ​‍‌ ​ ​‍ ‍‌ ​ ‌‍​‌‌‍ ‍‌‍‍‌‌ ‌​‌ ‍‌​‍ ‍‌ ​ ‌ ‌​‌ ‌‌‌‍‌​‌‍‍‌‌‍ ​‍‌‍‌‍‍‌‌‍‌​​ ‌​ ‍​‌‍​‍​ ‍​​ ‌​​ ‌ ‌‍‌​‌‍​ ​ ‌‍​‍ ‌‌‍​ ​ ‍​‌‍​‌‌‍‌‌​‍ ‌​ ‌​​ ​​‌‍‌​​ ‌ ​‍ ‌​ ‍‌​ ‌ ‌‍‌‍​ ‌‌​‍ ‌‌‍‌‌​ ‌ ​ ​‍​ ‌​​ ​​‌‍‌‌​ ​‍​ ‌​​ ‌‌​ ‌‌​ ‍​​ ‌‍​‍‌‍‌ ‌​‌ ‍‌‌ ​​‌‍‌‌​ ‌‌ ‌‍‌‍‌‌‌‍ ‍‌ ‌‌‌‍‌‌‌‌​ ‌‍ ​‌ ‌‌‌‍‌ ‌‌​​‌‍​‌‌‍‌ ‌‍‌‌​‍‌‍‌ ​​‌‍​‌‌ ‌​‌‍‍​​ ‌‌ ​​‌‍​‌‌‍‌ ‌‍‌‌‌​​‍‌ ‌‌‌‍‍‌‌‍ ​‌‍‌​‌‍‌‌‌ ​‍​‍‌‌​ ‌‌‌​​‍‌‌ ‌‍‍ ‌‍‌‌‌ ‍‌​‍‌‌​ ​ ‌​‌​​‍‌‌​ ​ ‌​‌​​‍‌‌​ ​‍​ ​‍​ ‌​​ ​​​ ‌‍​ ‌‍​ ​‌​ ‌‌​ ‌‍‌‍​‌‌‍‌​​ ‌​​ ‍‌​ ‌‍​‍‌‌​ ​‍​ ​‍​‍‌‌​ ‌‌‌​‌​​‍ ‍‌‍‌​‌‍​‌‌ ‌​‌‍‌‌‌‌​ ‌‍‌‌‌‍​ ‌ ‌​‌‍‍‌‌‍ ‌‍ ‍‌ ​ ​‍‌‌​ ‌‌‌​​‍‌‌ ‌‍‍ ‌‍‌‌‌ ‍‌​‍‌‌​ ​ ‌​‌​​‍‌‌​ ​ ‌​‌​​‍‌‌​ ​‍​ ​‍​ ‍​​ ​​‌‍​‌‌‍​‌​ ​ ​ ​​​ ‍‌​ ‌‌​ ​‌‌‍​‌‌‍​‌‌‍​ ​ ​ ‌‍‌‌‌‍​‍‌‍​‍‌‍​‍​ ‌‍‌‍‌‌​ ‌‌​ ​​​ ‌ ‌‍​‍​ ‌‍​ ‌​​ ​‍‌‍​‌‌‍‌‌​ ​‍​ ​ ​ ‌‍​ ‌‌​‍‌‌​ ​‍​ ​‍​‍‌‌​ ‌‌‌​‌​​‍ ‍‌‍​ ‌‍​‌‌ ​‍‌‍‌​‌ ​ ​‍‌‌​ ‌‌‌​​‍‌‌ ‌‍‍ ‌‍‌‌‌ ‍‌​‍‌‌​ ​ ‌​‌​​‍‌‌​ ​ ‌​‌​​‍‌‌​ ​‍​ ​‍​ ‍​​ ​ ​ ‌‌‌‍​ ‌‍​ ​ ‌ ​ ‌ ​ ‌​​ ​​​ ‌​‌‍​‌‌‍‌​​ ​‍​ ​‍‌‍​‍​ ‌​​ ‍​‌‍​‌‌‍‌‌​ ‌ ​ ​‍​ ‍​​ ‍​‌‍‌​​ ​‌‌‍‌​​ ​‍​ ‍‌​ ​‌​ ​‍​ ‌‍‌‍​‍​‍‌‌​ ​‍​ ​‍​‍‌‌​ ‌‌‌​‌​​‍ ‍‌‍‌​‌‍‌‌‌ ​ ‌‍​ ‌ ​‍‌‍‍‌‌ ​​‌ ‌​‌‍‍‌‌‍ ‌‍ ‍​‍ ‍‌ ‌​‌‍‌‌‌ ‍​‌ ‌​​‍‌‍‌ ​​‌‍‌‌‌ ​‍‌ ​ ‌ ​​‌‍‌‌‌‍​ ‌ ‌​‌‍‍‌‌ ‌‍‌‍‌‌​ ‌‌ ​​‌ ‌‌‌‍​‍‌‍ ​‌‍‍‌‌ ​ ‌‍‍​‌‍‌‌‌‍‌​​‍​‍‌ ‌
Mon, October 28, 2024
Over 30​​​​‌ ‍ ​‍​‍‌‍ ‌ ​‍‌‍‍‌‌‍‌ ‌‍‍‌‌‍ ‍​‍​‍​ ‍‍​‍​‍‌ ​ ‌‍​‌‌‍ ‍‌‍‍‌‌ ‌​‌ ‍‌​‍ ‍‌‍‍‌‌‍ ​‍​‍​‍ ​​‍​‍‌‍‍​‌ ​‍‌‍‌‌‌‍‌‍​‍​‍​ ‍‍​‍​‍‌‍‍​‌ ‌​‌ ‌​‌ ​​‌ ​ ​ ‍‍​‍ ​‍ ‌‍​ ‌‍‍​‌‍‌‌‌‍ ​‌ ​ ‌‍‌‌‌‍​‌‌ ​​‌‍‍‌‌‍‌‌‌ ​‍‌ ​ ​‍ ‍‌ ​ ‌‍​‌‌‍ ‍‌‍‍‌‌ ‌​‌ ‍‌​‍ ‍‌ ​ ‌ ‌​‌ ‌‌‌‍‌​‌‍‍‌‌‍ ​‍ ‌‍‍‌‌‍ ‍‌ ‌​‌‍‌‌‌‍ ‍‌ ‌​​‍ ‌‍‌‌‌‍‌​‌‍‍‌‌ ‌​​‍ ‌‍ ‌‌‍ ‌‍‌​‌‍‌‌​ ‌‌ ​​‌ ​‍‌‍‌‌‌ ​ ‌‍‌‌‌‍ ‍‌ ‌​‌‍​‌‌ ‌​‌‍‍‌‌‍ ‌‍ ‍​ ‍ ‌‍‍‌‌‍‌​​ ‌​ ‍​‌‍​‍​ ‍​​ ‌​​ ‌ ‌‍‌​‌‍​ ​ ‌‍​‍ ‌‌‍​ ​ ‍​‌‍​‌‌‍‌‌​‍ ‌​ ‌​​ ​​‌‍‌​​ ‌ ​‍ ‌​ ‍‌​ ‌ ‌‍‌‍​ ‌‌​‍ ‌‌‍‌‌​ ‌ ​ ​‍​ ‌​​ ​​‌‍‌‌​ ​‍​ ‌​​ ‌‌​ ‌‌​ ‍​​ ‌‍​ ‍ ‌ ‌​‌ ‍‌‌ ​​‌‍‌‌​ ‌‌ ‌‍‌‍‌‌‌‍ ‍‌ ‌‌‌‍‌‌‌‌​ ‌‍ ​‌ ‌‌‌‍‌ ‌‌​​‌‍​‌‌‍‌ ‌‍‌‌​ ‍ ‌ ​​‌‍​‌‌ ‌​‌‍‍​​ ‌‌ ​​‌‍​‌‌‍‌ ‌‍‌‌‌​​‍‌ ‌‌‌‍‍‌‌‍ ​‌‍‌​‌‍‌‌‌ ​‍​‍‌‌​ ‌‌‌​​‍‌‌ ‌‍‍ ‌‍‌‌‌ ‍‌​‍‌‌​ ​ ‌​‌​​‍‌‌​ ​ ‌​‌​​‍‌‌​ ​‍​ ​‍​ ‌​​ ​​​ ‌‍​ ‌‍​ ​‌​ ‌‌​ ‌‍‌‍​‌‌‍‌​​ ‌​​ ‍‌​ ‌‍​‍‌‌​ ​‍​ ​‍​‍‌‌​ ‌‌‌​‌​​‍ ‍‌‍‌​‌‍​‌‌ ‌​‌‍‌‌‌‌​ ‌‍‌‌‌‍​ ‌ ‌​‌‍‍‌‌‍ ‌‍ ‍‌ ​ ​‍‌‌​ ‌‌‌​​‍‌‌ ‌‍‍ ‌‍‌‌‌ ‍‌​‍‌‌​ ​ ‌​‌​​‍‌‌​ ​ ‌​‌​​‍‌‌​ ​‍​ ​‍​ ‍​​ ​​‌‍​‌‌‍​‌​ ​ ​ ​​​ ‍‌​ ‌‌​ ​‌‌‍​‌‌‍​‌‌‍​ ​ ​ ‌‍‌‌‌‍​‍‌‍​‍‌‍​‍​ ‌‍‌‍‌‌​ ‌‌​ ​​​ ‌ ‌‍​‍​ ‌‍​ ‌​​ ​‍‌‍​‌‌‍‌‌​ ​‍​ ​ ​ ‌‍​ ‌‌​‍‌‌​ ​‍​ ​‍​‍‌‌​ ‌‌‌​‌​​‍ ‍‌‍‌​‌‍​‌‌ ‌​‌‍‌‌‌​ ‍‌‍​‌‌‍ ‌‌‍‌‌​ ‌‍​‍‌‍​‌‌ ​ ‌‍‌‌‌‌‌‌‌ ​‍‌‍ ​​ ‌‌‍‍​‌ ‌​‌ ‌​‌ ​​‌ ​ ​‍‌‌​ ​ ‌​​‌​‍‌‌​ ​‍‌​‌‍​‍‌‌​ ​‍‌​‌‍‌‍​ ‌‍‍​‌‍‌‌‌‍ ​‌ ​ ‌‍‌‌‌‍​‌‌ ​​‌‍‍‌‌‍‌‌‌ ​‍‌ ​ ​‍ ‍‌ ​ ‌‍​‌‌‍ ‍‌‍‍‌‌ ‌​‌ ‍‌​‍ ‍‌ ​ ‌ ‌​‌ ‌‌‌‍‌​‌‍‍‌‌‍ ​‍‌‍‌‍‍‌‌‍‌​​ ‌​ ‍​‌‍​‍​ ‍​​ ‌​​ ‌ ‌‍‌​‌‍​ ​ ‌‍​‍ ‌‌‍​ ​ ‍​‌‍​‌‌‍‌‌​‍ ‌​ ‌​​ ​​‌‍‌​​ ‌ ​‍ ‌​ ‍‌​ ‌ ‌‍‌‍​ ‌‌​‍ ‌‌‍‌‌​ ‌ ​ ​‍​ ‌​​ ​​‌‍‌‌​ ​‍​ ‌​​ ‌‌​ ‌‌​ ‍​​ ‌‍​‍‌‍‌ ‌​‌ ‍‌‌ ​​‌‍‌‌​ ‌‌ ‌‍‌‍‌‌‌‍ ‍‌ ‌‌‌‍‌‌‌‌​ ‌‍ ​‌ ‌‌‌‍‌ ‌‌​​‌‍​‌‌‍‌ ‌‍‌‌​‍‌‍‌ ​​‌‍​‌‌ ‌​‌‍‍​​ ‌‌ ​​‌‍​‌‌‍‌ ‌‍‌‌‌​​‍‌ ‌‌‌‍‍‌‌‍ ​‌‍‌​‌‍‌‌‌ ​‍​‍‌‌​ ‌‌‌​​‍‌‌ ‌‍‍ ‌‍‌‌‌ ‍‌​‍‌‌​ ​ ‌​‌​​‍‌‌​ ​ ‌​‌​​‍‌‌​ ​‍​ ​‍​ ‌​​ ​​​ ‌‍​ ‌‍​ ​‌​ ‌‌​ ‌‍‌‍​‌‌‍‌​​ ‌​​ ‍‌​ ‌‍​‍‌‌​ ​‍​ ​‍​‍‌‌​ ‌‌‌​‌​​‍ ‍‌‍‌​‌‍​‌‌ ‌​‌‍‌‌‌‌​ ‌‍‌‌‌‍​ ‌ ‌​‌‍‍‌‌‍ ‌‍ ‍‌ ​ ​‍‌‌​ ‌‌‌​​‍‌‌ ‌‍‍ ‌‍‌‌‌ ‍‌​‍‌‌​ ​ ‌​‌​​‍‌‌​ ​ ‌​‌​​‍‌‌​ ​‍​ ​‍​ ‍​​ ​​‌‍​‌‌‍​‌​ ​ ​ ​​​ ‍‌​ ‌‌​ ​‌‌‍​‌‌‍​‌‌‍​ ​ ​ ‌‍‌‌‌‍​‍‌‍​‍‌‍​‍​ ‌‍‌‍‌‌​ ‌‌​ ​​​ ‌ ‌‍​‍​ ‌‍​ ‌​​ ​‍‌‍​‌‌‍‌‌​ ​‍​ ​ ​ ‌‍​ ‌‌​‍‌‌​ ​‍​ ​‍​‍‌‌​ ‌‌‌​‌​​‍ ‍‌‍‌​‌‍​‌‌ ‌​‌‍‌‌‌​ ‍‌‍​‌‌‍ ‌‌‍‌‌​‍‌‍‌ ​​‌‍‌‌‌ ​‍‌ ​ ‌ ​​‌‍‌‌‌‍​ ‌ ‌​‌‍‍‌‌ ‌‍‌‍‌‌​ ‌‌ ​​‌ ‌‌‌‍​‍‌‍ ​‌‍‍‌‌ ​ ‌‍‍​‌‍‌‌‌‍‌​​‍​‍‌ ‌
View 3 options
Locations​​​​‌ ‍ ​‍​‍‌‍ ‌ ​‍‌‍‍‌‌‍‌ ‌‍‍‌‌‍ ‍​‍​‍​ ‍‍​‍​‍‌ ​ ‌‍​‌‌‍ ‍‌‍‍‌‌ ‌​‌ ‍‌​‍ ‍‌‍‍‌‌‍ ​‍​‍​‍ ​​‍​‍‌‍‍​‌ ​‍‌‍‌‌‌‍‌‍​‍​‍​ ‍‍​‍​‍‌‍‍​‌ ‌​‌ ‌​‌ ​​‌ ​ ​ ‍‍​‍ ​‍ ‌‍​ ‌‍‍​‌‍‌‌‌‍ ​‌ ​ ‌‍‌‌‌‍​‌‌ ​​‌‍‍‌‌‍‌‌‌ ​‍‌ ​ ​‍ ‍‌ ​ ‌‍​‌‌‍ ‍‌‍‍‌‌ ‌​‌ ‍‌​‍ ‍‌ ​ ‌ ‌​‌ ‌‌‌‍‌​‌‍‍‌‌‍ ​‍ ‌‍‍‌‌‍ ‍‌ ‌​‌‍‌‌‌‍ ‍‌ ‌​​‍ ‌‍‌‌‌‍‌​‌‍‍‌‌ ‌​​‍ ‌‍ ‌‌‍ ‌‍‌​‌‍‌‌​ ‌‌ ​​‌ ​‍‌‍‌‌‌ ​ ‌‍‌‌‌‍ ‍‌ ‌​‌‍​‌‌ ‌​‌‍‍‌‌‍ ‌‍ ‍​ ‍ ‌‍‍‌‌‍‌​​ ‌‌‍‌‍‌‍ ‌‍ ‌ ‌​‌‍‌‌‌ ​‍​ ‍ ‌ ‌​‌ ‍‌‌ ​​‌‍‌‌​ ‌‌‍‌‍‌‍ ‌‍ ‌ ‌​‌‍‌‌‌ ​‍​ ‍ ‌ ​​‌‍​‌‌ ‌​‌‍‍​​ ‌‌‍​ ‌‍ ‌‍ ​‌ ‌‌‌‍ ‌‌‍ ‍‌ ​ ​‍‌‌​ ‌‌‌​​‍‌‌ ‌‍‍ ‌‍‌‌‌ ‍‌​‍‌‌​ ​ ‌​‌​​‍‌‌​ ​ ‌​‌​​‍‌‌​ ​‍​ ​‍‌‍‌‌‌‍​‍​ ​‍​ ‍​‌‍​ ​ ‌‌‌‍​ ‌‍​ ‌‍‌‌‌‍​‍‌‍​‌​ ​‌​‍‌‌​ ​‍​ ​‍​‍‌‌​ ‌‌‌​‌​​‍ ‍‌ ‌​‌‍‍‌‌ ‌​‌‍ ​‌‍‌‌​ ‌‍​‍‌‍​‌‌ ​ ‌‍‌‌‌‌‌‌‌ ​‍‌‍ ​​ ‌‌‍‍​‌ ‌​‌ ‌​‌ ​​‌ ​ ​‍‌‌​ ​ ‌​​‌​‍‌‌​ ​‍‌​‌‍​‍‌‌​ ​‍‌​‌‍‌‍​ ‌‍‍​‌‍‌‌‌‍ ​‌ ​ ‌‍‌‌‌‍​‌‌ ​​‌‍‍‌‌‍‌‌‌ ​‍‌ ​ ​‍ ‍‌ ​ ‌‍​‌‌‍ ‍‌‍‍‌‌ ‌​‌ ‍‌​‍ ‍‌ ​ ‌ ‌​‌ ‌‌‌‍‌​‌‍‍‌‌‍ ​‍‌‍‌‍‍‌‌‍‌​​ ‌‌‍‌‍‌‍ ‌‍ ‌ ‌​‌‍‌‌‌ ​‍​‍‌‍‌ ‌​‌ ‍‌‌ ​​‌‍‌‌​ ‌‌‍‌‍‌‍ ‌‍ ‌ ‌​‌‍‌‌‌ ​‍​‍‌‍‌ ​​‌‍​‌‌ ‌​‌‍‍​​ ‌‌‍​ ‌‍ ‌‍ ​‌ ‌‌‌‍ ‌‌‍ ‍‌ ​ ​‍‌‌​ ‌‌‌​​‍‌‌ ‌‍‍ ‌‍‌‌‌ ‍‌​‍‌‌​ ​ ‌​‌​​‍‌‌​ ​ ‌​‌​​‍‌‌​ ​‍​ ​‍‌‍‌‌‌‍​‍​ ​‍​ ‍​‌‍​ ​ ‌‌‌‍​ ‌‍​ ‌‍‌‌‌‍​‍‌‍​‌​ ​‌​‍‌‌​ ​‍​ ​‍​‍‌‌​ ‌‌‌​‌​​‍ ‍‌ ‌​‌‍‍‌‌ ‌​‌‍ ​‌‍‌‌​‍‌‍‌ ​​‌‍‌‌‌ ​‍‌ ​ ‌ ​​‌‍‌‌‌‍​ ‌ ‌​‌‍‍‌‌ ‌‍‌‍‌‌​ ‌‌ ​​‌ ‌‌‌‍​‍‌‍ ​‌‍‍‌‌ ​ ‌‍‍​‌‍‌‌‌‍‌​​‍​‍‌ ‌
Fitness​​​​‌ ‍ ​‍​‍‌‍ ‌ ​‍‌‍‍‌‌‍‌ ‌‍‍‌‌‍ ‍​‍​‍​ ‍‍​‍​‍‌ ​ ‌‍​‌‌‍ ‍‌‍‍‌‌ ‌​‌ ‍‌​‍ ‍‌‍‍‌‌‍ ​‍​‍​‍ ​​‍​‍‌‍‍​‌ ​‍‌‍‌‌‌‍‌‍​‍​‍​ ‍‍​‍​‍‌‍‍​‌ ‌​‌ ‌​‌ ​​‌ ​ ​ ‍‍​‍ ​‍ ‌‍​ ‌‍‍​‌‍‌‌‌‍ ​‌ ​ ‌‍‌‌‌‍​‌‌ ​​‌‍‍‌‌‍‌‌‌ ​‍‌ ​ ​‍ ‍‌ ​ ‌‍​‌‌‍ ‍‌‍‍‌‌ ‌​‌ ‍‌​‍ ‍‌ ​ ‌ ‌​‌ ‌‌‌‍‌​‌‍‍‌‌‍ ​‍ ‌‍‍‌‌‍ ‍‌ ‌​‌‍‌‌‌‍ ‍‌ ‌​​‍ ‌‍‌‌‌‍‌​‌‍‍‌‌ ‌​​‍ ‌‍ ‌‌‍ ‌‍‌​‌‍‌‌​ ‌‌ ​​‌ ​‍‌‍‌‌‌ ​ ‌‍‌‌‌‍ ‍‌ ‌​‌‍​‌‌ ‌​‌‍‍‌‌‍ ‌‍ ‍​ ‍ ‌‍‍‌‌‍‌​​ ‌‌‍‌‍‌‍ ‌‍ ‌ ‌​‌‍‌‌‌ ​‍​ ‍ ‌ ‌​‌ ‍‌‌ ​​‌‍‌‌​ ‌‌‍‌‍‌‍ ‌‍ ‌ ‌​‌‍‌‌‌ ​‍​ ‍ ‌ ​​‌‍​‌‌ ‌​‌‍‍​​ ‌‌‍​ ‌‍ ‌‍ ​‌ ‌‌‌‍ ‌‌‍ ‍‌ ​ ​‍‌‌​ ‌‌‌​​‍‌‌ ‌‍‍ ‌‍‌‌‌ ‍‌​‍‌‌​ ​ ‌​‌​​‍‌‌​ ​ ‌​‌​​‍‌‌​ ​‍​ ​‍‌‍‌‌‌‍​‍​ ​‍​ ‍​‌‍​ ​ ‌‌‌‍​ ‌‍​ ‌‍‌‌‌‍​‍‌‍​‌​ ​‌​‍‌‌​ ​‍​ ​‍​‍‌‌​ ‌‌‌​‌​​‍ ‍‌‍ ​‌‍‍‌‌‍ ‍‌‍‍ ‌ ​ ​‍‌‌​ ‌‌‌​​‍‌‌ ‌‍‍ ‌‍‌‌‌ ‍‌​‍‌‌​ ​ ‌​‌​​‍‌‌​ ​ ‌​‌​​‍‌‌​ ​‍​ ​‍​ ​‍​ ​ ​ ​ ‌‍​ ‌‍‌‌​ ‍​​ ‌‍​ ​‌​ ‌​‌‍​‌‌‍​ ​ ‍‌​‍‌‌​ ​‍​ ​‍​‍‌‌​ ‌‌‌​‌​​‍ ‍‌‍ ‍‌‍​‌‌‍ ‌‌‍‌‌​ ‌‍​‍‌‍​‌‌ ​ ‌‍‌‌‌‌‌‌‌ ​‍‌‍ ​​ ‌‌‍‍​‌ ‌​‌ ‌​‌ ​​‌ ​ ​‍‌‌​ ​ ‌​​‌​‍‌‌​ ​‍‌​‌‍​‍‌‌​ ​‍‌​‌‍‌‍​ ‌‍‍​‌‍‌‌‌‍ ​‌ ​ ‌‍‌‌‌‍​‌‌ ​​‌‍‍‌‌‍‌‌‌ ​‍‌ ​ ​‍ ‍‌ ​ ‌‍​‌‌‍ ‍‌‍‍‌‌ ‌​‌ ‍‌​‍ ‍‌ ​ ‌ ‌​‌ ‌‌‌‍‌​‌‍‍‌‌‍ ​‍‌‍‌‍‍‌‌‍‌​​ ‌‌‍‌‍‌‍ ‌‍ ‌ ‌​‌‍‌‌‌ ​‍​‍‌‍‌ ‌​‌ ‍‌‌ ​​‌‍‌‌​ ‌‌‍‌‍‌‍ ‌‍ ‌ ‌​‌‍‌‌‌ ​‍​‍‌‍‌ ​​‌‍​‌‌ ‌​‌‍‍​​ ‌‌‍​ ‌‍ ‌‍ ​‌ ‌‌‌‍ ‌‌‍ ‍‌ ​ ​‍‌‌​ ‌‌‌​​‍‌‌ ‌‍‍ ‌‍‌‌‌ ‍‌​‍‌‌​ ​ ‌​‌​​‍‌‌​ ​ ‌​‌​​‍‌‌​ ​‍​ ​‍‌‍‌‌‌‍​‍​ ​‍​ ‍​‌‍​ ​ ‌‌‌‍​ ‌‍​ ‌‍‌‌‌‍​‍‌‍​‌​ ​‌​‍‌‌​ ​‍​ ​‍​‍‌‌​ ‌‌‌​‌​​‍ ‍‌‍ ​‌‍‍‌‌‍ ‍‌‍‍ ‌ ​ ​‍‌‌​ ‌‌‌​​‍‌‌ ‌‍‍ ‌‍‌‌‌ ‍‌​‍‌‌​ ​ ‌​‌​​‍‌‌​ ​ ‌​‌​​‍‌‌​ ​‍​ ​‍​ ​‍​ ​ ​ ​ ‌‍​ ‌‍‌‌​ ‍​​ ‌‍​ ​‌​ ‌​‌‍​‌‌‍​ ​ ‍‌​‍‌‌​ ​‍​ ​‍​‍‌‌​ ‌‌‌​‌​​‍ ‍‌‍ ‍‌‍​‌‌‍ ‌‌‍‌‌​‍‌‍‌ ​​‌‍‌‌‌ ​‍‌ ​ ‌ ​​‌‍‌‌‌‍​ ‌ ‌​‌‍‍‌‌ ‌‍‌‍‌‌​ ‌‌ ​​‌ ‌‌‌‍​‍‌‍ ​‌‍‍‌‌ ​ ‌‍‍​‌‍‌‌‌‍‌​​‍​‍‌ ‌
Field House Manhattan​​​​‌ ‍ ​‍​‍‌‍ ‌ ​‍‌‍‍‌‌‍‌ ‌‍‍‌‌‍ ‍​‍​‍​ ‍‍​‍​‍‌ ​ ‌‍​‌‌‍ ‍‌‍‍‌‌ ‌​‌ ‍‌​‍ ‍‌‍‍‌‌‍ ​‍​‍​‍ ​​‍​‍‌‍‍​‌ ​‍‌‍‌‌‌‍‌‍​‍​‍​ ‍‍​‍​‍‌‍‍​‌ ‌​‌ ‌​‌ ​​‌ ​ ​ ‍‍​‍ ​‍ ‌‍​ ‌‍‍​‌‍‌‌‌‍ ​‌ ​ ‌‍‌‌‌‍​‌‌ ​​‌‍‍‌‌‍‌‌‌ ​‍‌ ​ ​‍ ‍‌ ​ ‌‍​‌‌‍ ‍‌‍‍‌‌ ‌​‌ ‍‌​‍ ‍‌ ​ ‌ ‌​‌ ‌‌‌‍‌​‌‍‍‌‌‍ ​‍ ‌‍‍‌‌‍ ‍‌ ‌​‌‍‌‌‌‍ ‍‌ ‌​​‍ ‌‍‌‌‌‍‌​‌‍‍‌‌ ‌​​‍ ‌‍ ‌‌‍ ‌‍‌​‌‍‌‌​ ‌‌ ​​‌ ​‍‌‍‌‌‌ ​ ‌‍‌‌‌‍ ‍‌ ‌​‌‍​‌‌ ‌​‌‍‍‌‌‍ ‌‍ ‍​ ‍ ‌‍‍‌‌‍‌​​ ‌‌‍‌‍‌‍ ‌‍ ‌ ‌​‌‍‌‌‌ ​‍​ ‍ ‌ ‌​‌ ‍‌‌ ​​‌‍‌‌​ ‌‌‍‌‍‌‍ ‌‍ ‌ ‌​‌‍‌‌‌ ​‍​ ‍ ‌ ​​‌‍​‌‌ ‌​‌‍‍​​ ‌‌‍​ ‌‍ ‌‍ ​‌ ‌‌‌‍ ‌‌‍ ‍‌ ​ ​‍‌‌​ ‌‌‌​​‍‌‌ ‌‍‍ ‌‍‌‌‌ ‍‌​‍‌‌​ ​ ‌​‌​​‍‌‌​ ​ ‌​‌​​‍‌‌​ ​‍​ ​‍‌‍‌‌‌‍​‍​ ​‍​ ‍​‌‍​ ​ ‌‌‌‍​ ‌‍​ ‌‍‌‌‌‍​‍‌‍​‌​ ​‌​‍‌‌​ ​‍​ ​‍​‍‌‌​ ‌‌‌​‌​​‍ ‍‌‍ ​‌‍‍‌‌‍ ‍‌‍‍ ‌ ​ ​‍‌‌​ ‌‌‌​​‍‌‌ ‌‍‍ ‌‍‌‌‌ ‍‌​‍‌‌​ ​ ‌​‌​​‍‌‌​ ​ ‌​‌​​‍‌‌​ ​‍​ ​‍​ ​‌​ ​ ​ ​‌‌‍​‍​ ​​​ ​‌‌‍​‌​ ‌ ​ ​‍​ ​‍​ ‌‍​ ‌​​‍‌‌​ ​‍​ ​‍​‍‌‌​ ‌‌‌​‌​​‍ ‍‌‍ ‍‌‍​‌‌‍ ‌‌‍‌‌​ ‌‍​‍‌‍​‌‌ ​ ‌‍‌‌‌‌‌‌‌ ​‍‌‍ ​​ ‌‌‍‍​‌ ‌​‌ ‌​‌ ​​‌ ​ ​‍‌‌​ ​ ‌​​‌​‍‌‌​ ​‍‌​‌‍​‍‌‌​ ​‍‌​‌‍‌‍​ ‌‍‍​‌‍‌‌‌‍ ​‌ ​ ‌‍‌‌‌‍​‌‌ ​​‌‍‍‌‌‍‌‌‌ ​‍‌ ​ ​‍ ‍‌ ​ ‌‍​‌‌‍ ‍‌‍‍‌‌ ‌​‌ ‍‌​‍ ‍‌ ​ ‌ ‌​‌ ‌‌‌‍‌​‌‍‍‌‌‍ ​‍‌‍‌‍‍‌‌‍‌​​ ‌‌‍‌‍‌‍ ‌‍ ‌ ‌​‌‍‌‌‌ ​‍​‍‌‍‌ ‌​‌ ‍‌‌ ​​‌‍‌‌​ ‌‌‍‌‍‌‍ ‌‍ ‌ ‌​‌‍‌‌‌ ​‍​‍‌‍‌ ​​‌‍​‌‌ ‌​‌‍‍​​ ‌‌‍​ ‌‍ ‌‍ ​‌ ‌‌‌‍ ‌‌‍ ‍‌ ​ ​‍‌‌​ ‌‌‌​​‍‌‌ ‌‍‍ ‌‍‌‌‌ ‍‌​‍‌‌​ ​ ‌​‌​​‍‌‌​ ​ ‌​‌​​‍‌‌​ ​‍​ ​‍‌‍‌‌‌‍​‍​ ​‍​ ‍​‌‍​ ​ ‌‌‌‍​ ‌‍​ ‌‍‌‌‌‍​‍‌‍​‌​ ​‌​‍‌‌​ ​‍​ ​‍​‍‌‌​ ‌‌‌​‌​​‍ ‍‌‍ ​‌‍‍‌‌‍ ‍‌‍‍ ‌ ​ ​‍‌‌​ ‌‌‌​​‍‌‌ ‌‍‍ ‌‍‌‌‌ ‍‌​‍‌‌​ ​ ‌​‌​​‍‌‌​ ​ ‌​‌​​‍‌‌​ ​‍​ ​‍​ ​‌​ ​ ​ ​‌‌‍​‍​ ​​​ ​‌‌‍​‌​ ‌ ​ ​‍​ ​‍​ ‌‍​ ‌​​‍‌‌​ ​‍​ ​‍​‍‌‌​ ‌‌‌​‌​​‍ ‍‌‍ ‍‌‍​‌‌‍ ‌‌‍‌‌​‍‌‍‌ ​​‌‍‌‌‌ ​‍‌ ​ ‌ ​​‌‍‌‌‌‍​ ‌ ‌​‌‍‍‌‌ ‌‍‌‍‌‌​ ‌‌ ​​‌ ‌‌‌‍​‍‌‍ ​‌‍‍‌‌ ​ ‌‍‍​‌‍‌‌‌‍‌​​‍​‍‌ ‌
Field House Brooklyn​​​​‌ ‍ ​‍​‍‌‍ ‌ ​‍‌‍‍‌‌‍‌ ‌‍‍‌‌‍ ‍​‍​‍​ ‍‍​‍​‍‌ ​ ‌‍​‌‌‍ ‍‌‍‍‌‌ ‌​‌ ‍‌​‍ ‍‌‍‍‌‌‍ ​‍​‍​‍ ​​‍​‍‌‍‍​‌ ​‍‌‍‌‌‌‍‌‍​‍​‍​ ‍‍​‍​‍‌‍‍​‌ ‌​‌ ‌​‌ ​​‌ ​ ​ ‍‍​‍ ​‍ ‌‍​ ‌‍‍​‌‍‌‌‌‍ ​‌ ​ ‌‍‌‌‌‍​‌‌ ​​‌‍‍‌‌‍‌‌‌ ​‍‌ ​ ​‍ ‍‌ ​ ‌‍​‌‌‍ ‍‌‍‍‌‌ ‌​‌ ‍‌​‍ ‍‌ ​ ‌ ‌​‌ ‌‌‌‍‌​‌‍‍‌‌‍ ​‍ ‌‍‍‌‌‍ ‍‌ ‌​‌‍‌‌‌‍ ‍‌ ‌​​‍ ‌‍‌‌‌‍‌​‌‍‍‌‌ ‌​​‍ ‌‍ ‌‌‍ ‌‍‌​‌‍‌‌​ ‌‌ ​​‌ ​‍‌‍‌‌‌ ​ ‌‍‌‌‌‍ ‍‌ ‌​‌‍​‌‌ ‌​‌‍‍‌‌‍ ‌‍ ‍​ ‍ ‌‍‍‌‌‍‌​​ ‌‌‍‌‍‌‍ ‌‍ ‌ ‌​‌‍‌‌‌ ​‍​ ‍ ‌ ‌​‌ ‍‌‌ ​​‌‍‌‌​ ‌‌‍‌‍‌‍ ‌‍ ‌ ‌​‌‍‌‌‌ ​‍​ ‍ ‌ ​​‌‍​‌‌ ‌​‌‍‍​​ ‌‌‍​ ‌‍ ‌‍ ​‌ ‌‌‌‍ ‌‌‍ ‍‌ ​ ​‍‌‌​ ‌‌‌​​‍‌‌ ‌‍‍ ‌‍‌‌‌ ‍‌​‍‌‌​ ​ ‌​‌​​‍‌‌​ ​ ‌​‌​​‍‌‌​ ​‍​ ​‍‌‍‌‌‌‍​‍​ ​‍​ ‍​‌‍​ ​ ‌‌‌‍​ ‌‍​ ‌‍‌‌‌‍​‍‌‍​‌​ ​‌​‍‌‌​ ​‍​ ​‍​‍‌‌​ ‌‌‌​‌​​‍ ‍‌‍ ​‌‍‍‌‌‍ ‍‌‍‍ ‌ ​ ​‍‌‌​ ‌‌‌​​‍‌‌ ‌‍‍ ‌‍‌‌‌ ‍‌​‍‌‌​ ​ ‌​‌​​‍‌‌​ ​ ‌​‌​​‍‌‌​ ​‍​ ​‍​ ‌‍​ ‍​​ ‌ ‌‍‌​​ ​‌​ ​‍​ ‌‌​ ‌‍​ ​‍​ ​‌‌‍​ ​ ​‌​‍‌‌​ ​‍​ ​‍​‍‌‌​ ‌‌‌​‌​​‍ ‍‌‍ ‍‌‍​‌‌‍ ‌‌‍‌‌​ ‌‍​‍‌‍​‌‌ ​ ‌‍‌‌‌‌‌‌‌ ​‍‌‍ ​​ ‌‌‍‍​‌ ‌​‌ ‌​‌ ​​‌ ​ ​‍‌‌​ ​ ‌​​‌​‍‌‌​ ​‍‌​‌‍​‍‌‌​ ​‍‌​‌‍‌‍​ ‌‍‍​‌‍‌‌‌‍ ​‌ ​ ‌‍‌‌‌‍​‌‌ ​​‌‍‍‌‌‍‌‌‌ ​‍‌ ​ ​‍ ‍‌ ​ ‌‍​‌‌‍ ‍‌‍‍‌‌ ‌​‌ ‍‌​‍ ‍‌ ​ ‌ ‌​‌ ‌‌‌‍‌​‌‍‍‌‌‍ ​‍‌‍‌‍‍‌‌‍‌​​ ‌‌‍‌‍‌‍ ‌‍ ‌ ‌​‌‍‌‌‌ ​‍​‍‌‍‌ ‌​‌ ‍‌‌ ​​‌‍‌‌​ ‌‌‍‌‍‌‍ ‌‍ ‌ ‌​‌‍‌‌‌ ​‍​‍‌‍‌ ​​‌‍​‌‌ ‌​‌‍‍​​ ‌‌‍​ ‌‍ ‌‍ ​‌ ‌‌‌‍ ‌‌‍ ‍‌ ​ ​‍‌‌​ ‌‌‌​​‍‌‌ ‌‍‍ ‌‍‌‌‌ ‍‌​‍‌‌​ ​ ‌​‌​​‍‌‌​ ​ ‌​‌​​‍‌‌​ ​‍​ ​‍‌‍‌‌‌‍​‍​ ​‍​ ‍​‌‍​ ​ ‌‌‌‍​ ‌‍​ ‌‍‌‌‌‍​‍‌‍​‌​ ​‌​‍‌‌​ ​‍​ ​‍​‍‌‌​ ‌‌‌​‌​​‍ ‍‌‍ ​‌‍‍‌‌‍ ‍‌‍‍ ‌ ​ ​‍‌‌​ ‌‌‌​​‍‌‌ ‌‍‍ ‌‍‌‌‌ ‍‌​‍‌‌​ ​ ‌​‌​​‍‌‌​ ​ ‌​‌​​‍‌‌​ ​‍​ ​‍​ ‌‍​ ‍​​ ‌ ‌‍‌​​ ​‌​ ​‍​ ‌‌​ ‌‍​ ​‍​ ​‌‌‍​ ​ ​‌​‍‌‌​ ​‍​ ​‍​‍‌‌​ ‌‌‌​‌​​‍ ‍‌‍ ‍‌‍​‌‌‍ ‌‌‍‌‌​‍‌‍‌ ​​‌‍‌‌‌ ​‍‌ ​ ‌ ​​‌‍‌‌‌‍​ ‌ ‌​‌‍‍‌‌ ‌‍‌‍‌‌​ ‌‌ ​​‌ ‌‌‌‍​‍‌‍ ​‌‍‍‌‌ ​ ‌‍‍​‌‍‌‌‌‍‌​​‍​‍‌ ‌
Sky Rink​​​​‌ ‍ ​‍​‍‌‍ ‌ ​‍‌‍‍‌‌‍‌ ‌‍‍‌‌‍ ‍​‍​‍​ ‍‍​‍​‍‌ ​ ‌‍​‌‌‍ ‍‌‍‍‌‌ ‌​‌ ‍‌​‍ ‍‌‍‍‌‌‍ ​‍​‍​‍ ​​‍​‍‌‍‍​‌ ​‍‌‍‌‌‌‍‌‍​‍​‍​ ‍‍​‍​‍‌‍‍​‌ ‌​‌ ‌​‌ ​​‌ ​ ​ ‍‍​‍ ​‍ ‌‍​ ‌‍‍​‌‍‌‌‌‍ ​‌ ​ ‌‍‌‌‌‍​‌‌ ​​‌‍‍‌‌‍‌‌‌ ​‍‌ ​ ​‍ ‍‌ ​ ‌‍​‌‌‍ ‍‌‍‍‌‌ ‌​‌ ‍‌​‍ ‍‌ ​ ‌ ‌​‌ ‌‌‌‍‌​‌‍‍‌‌‍ ​‍ ‌‍‍‌‌‍ ‍‌ ‌​‌‍‌‌‌‍ ‍‌ ‌​​‍ ‌‍‌‌‌‍‌​‌‍‍‌‌ ‌​​‍ ‌‍ ‌‌‍ ‌‍‌​‌‍‌‌​ ‌‌ ​​‌ ​‍‌‍‌‌‌ ​ ‌‍‌‌‌‍ ‍‌ ‌​‌‍​‌‌ ‌​‌‍‍‌‌‍ ‌‍ ‍​ ‍ ‌‍‍‌‌‍‌​​ ‌‌‍‌‍‌‍ ‌‍ ‌ ‌​‌‍‌‌‌ ​‍​ ‍ ‌ ‌​‌ ‍‌‌ ​​‌‍‌‌​ ‌‌‍‌‍‌‍ ‌‍ ‌ ‌​‌‍‌‌‌ ​‍​ ‍ ‌ ​​‌‍​‌‌ ‌​‌‍‍​​ ‌‌‍​ ‌‍ ‌‍ ​‌ ‌‌‌‍ ‌‌‍ ‍‌ ​ ​‍‌‌​ ‌‌‌​​‍‌‌ ‌‍‍ ‌‍‌‌‌ ‍‌​‍‌‌​ ​ ‌​‌​​‍‌‌​ ​ ‌​‌​​‍‌‌​ ​‍​ ​‍‌‍‌‌‌‍​‍​ ​‍​ ‍​‌‍​ ​ ‌‌‌‍​ ‌‍​ ‌‍‌‌‌‍​‍‌‍​‌​ ​‌​‍‌‌​ ​‍​ ​‍​‍‌‌​ ‌‌‌​‌​​‍ ‍‌‍ ​‌‍‍‌‌‍ ‍‌‍‍ ‌ ​ ​‍‌‌​ ‌‌‌​​‍‌‌ ‌‍‍ ‌‍‌‌‌ ‍‌​‍‌‌​ ​ ‌​‌​​‍‌‌​ ​ ‌​‌​​‍‌‌​ ​‍​ ​‍​ ‌​​ ‌ ‌‍‌‍‌‍‌‍​ ​​​ ‌‍​ ‌‌​ ‌​‌‍‌​‌‍‌​​ ​‌‌‍​‍​‍‌‌​ ​‍​ ​‍​‍‌‌​ ‌‌‌​‌​​‍ ‍‌‍ ‍‌‍​‌‌‍ ‌‌‍‌‌​ ‌‍​‍‌‍​‌‌ ​ ‌‍‌‌‌‌‌‌‌ ​‍‌‍ ​​ ‌‌‍‍​‌ ‌​‌ ‌​‌ ​​‌ ​ ​‍‌‌​ ​ ‌​​‌​‍‌‌​ ​‍‌​‌‍​‍‌‌​ ​‍‌​‌‍‌‍​ ‌‍‍​‌‍‌‌‌‍ ​‌ ​ ‌‍‌‌‌‍​‌‌ ​​‌‍‍‌‌‍‌‌‌ ​‍‌ ​ ​‍ ‍‌ ​ ‌‍​‌‌‍ ‍‌‍‍‌‌ ‌​‌ ‍‌​‍ ‍‌ ​ ‌ ‌​‌ ‌‌‌‍‌​‌‍‍‌‌‍ ​‍‌‍‌‍‍‌‌‍‌​​ ‌‌‍‌‍‌‍ ‌‍ ‌ ‌​‌‍‌‌‌ ​‍​‍‌‍‌ ‌​‌ ‍‌‌ ​​‌‍‌‌​ ‌‌‍‌‍‌‍ ‌‍ ‌ ‌​‌‍‌‌‌ ​‍​‍‌‍‌ ​​‌‍​‌‌ ‌​‌‍‍​​ ‌‌‍​ ‌‍ ‌‍ ​‌ ‌‌‌‍ ‌‌‍ ‍‌ ​ ​‍‌‌​ ‌‌‌​​‍‌‌ ‌‍‍ ‌‍‌‌‌ ‍‌​‍‌‌​ ​ ‌​‌​​‍‌‌​ ​ ‌​‌​​‍‌‌​ ​‍​ ​‍‌‍‌‌‌‍​‍​ ​‍​ ‍​‌‍​ ​ ‌‌‌‍​ ‌‍​ ‌‍‌‌‌‍​‍‌‍​‌​ ​‌​‍‌‌​ ​‍​ ​‍​‍‌‌​ ‌‌‌​‌​​‍ ‍‌‍ ​‌‍‍‌‌‍ ‍‌‍‍ ‌ ​ ​‍‌‌​ ‌‌‌​​‍‌‌ ‌‍‍ ‌‍‌‌‌ ‍‌​‍‌‌​ ​ ‌​‌​​‍‌‌​ ​ ‌​‌​​‍‌‌​ ​‍​ ​‍​ ‌​​ ‌ ‌‍‌‍‌‍‌‍​ ​​​ ‌‍​ ‌‌​ ‌​‌‍‌​‌‍‌​​ ​‌‌‍​‍​‍‌‌​ ​‍​ ​‍​‍‌‌​ ‌‌‌​‌​​‍ ‍‌‍ ‍‌‍​‌‌‍ ‌‌‍‌‌​‍‌‍‌ ​​‌‍‌‌‌ ​‍‌ ​ ‌ ​​‌‍‌‌‌‍​ ‌ ‌​‌‍‍‌‌ ‌‍‌‍‌‌​ ‌‌ ​​‌ ‌‌‌‍​‍‌‍ ​‌‍‍‌‌ ​ ‌‍‍​‌‍‌‌‌‍‌​​‍​‍‌ ‌
Swim​​​​‌ ‍ ​‍​‍‌‍ ‌ ​‍‌‍‍‌‌‍‌ ‌‍‍‌‌‍ ‍​‍​‍​ ‍‍​‍​‍‌ ​ ‌‍​‌‌‍ ‍‌‍‍‌‌ ‌​‌ ‍‌​‍ ‍‌‍‍‌‌‍ ​‍​‍​‍ ​​‍​‍‌‍‍​‌ ​‍‌‍‌‌‌‍‌‍​‍​‍​ ‍‍​‍​‍‌‍‍​‌ ‌​‌ ‌​‌ ​​‌ ​ ​ ‍‍​‍ ​‍ ‌‍​ ‌‍‍​‌‍‌‌‌‍ ​‌ ​ ‌‍‌‌‌‍​‌‌ ​​‌‍‍‌‌‍‌‌‌ ​‍‌ ​ ​‍ ‍‌ ​ ‌‍​‌‌‍ ‍‌‍‍‌‌ ‌​‌ ‍‌​‍ ‍‌ ​ ‌ ‌​‌ ‌‌‌‍‌​‌‍‍‌‌‍ ​‍ ‌‍‍‌‌‍ ‍‌ ‌​‌‍‌‌‌‍ ‍‌ ‌​​‍ ‌‍‌‌‌‍‌​‌‍‍‌‌ ‌​​‍ ‌‍ ‌‌‍ ‌‍‌​‌‍‌‌​ ‌‌ ​​‌ ​‍‌‍‌‌‌ ​ ‌‍‌‌‌‍ ‍‌ ‌​‌‍​‌‌ ‌​‌‍‍‌‌‍ ‌‍ ‍​ ‍ ‌‍‍‌‌‍‌​​ ‌‌‍‌‍‌‍ ‌‍ ‌ ‌​‌‍‌‌‌ ​‍​ ‍ ‌ ‌​‌ ‍‌‌ ​​‌‍‌‌​ ‌‌‍‌‍‌‍ ‌‍ ‌ ‌​‌‍‌‌‌ ​‍​ ‍ ‌ ​​‌‍​‌‌ ‌​‌‍‍​​ ‌‌‍​ ‌‍ ‌‍ ​‌ ‌‌‌‍ ‌‌‍ ‍‌ ​ ​‍‌‌​ ‌‌‌​​‍‌‌ ‌‍‍ ‌‍‌‌‌ ‍‌​‍‌‌​ ​ ‌​‌​​‍‌‌​ ​ ‌​‌​​‍‌‌​ ​‍​ ​‍‌‍‌‌‌‍​‍​ ​‍​ ‍​‌‍​ ​ ‌‌‌‍​ ‌‍​ ‌‍‌‌‌‍​‍‌‍​‌​ ​‌​‍‌‌​ ​‍​ ​‍​‍‌‌​ ‌‌‌​‌​​‍ ‍‌‍ ​‌‍‍‌‌‍ ‍‌‍‍ ‌ ​ ​‍‌‌​ ‌‌‌​​‍‌‌ ‌‍‍ ‌‍‌‌‌ ‍‌​‍‌‌​ ​ ‌​‌​​‍‌‌​ ​ ‌​‌​​‍‌‌​ ​‍​ ​‍‌‍‌‍‌‍‌‍​ ​​​ ‌‌​ ‌‌​ ‌​​ ​‍‌‍​ ​ ​‌​ ​ ‌‍​ ‌‍​‌‌‍​ ‌‍‌‌​ ‌‍​ ​‌​ ​ ‌‍​ ‌‍​‍​ ‌​​ ‍​‌‍‌​​ ‍​​ ‌‍​ ‌‌‌‍​‍​ ‌​​ ‌​​ ​‌​ ‍‌​ ‍‌‌‍​ ​‍‌‌​ ​‍​ ​‍​‍‌‌​ ‌‌‌​‌​​‍ ‍‌‍ ‍‌‍​‌‌‍ ‌‌‍‌‌​ ‌‍​‍‌‍​‌‌ ​ ‌‍‌‌‌‌‌‌‌ ​‍‌‍ ​​ ‌‌‍‍​‌ ‌​‌ ‌​‌ ​​‌ ​ ​‍‌‌​ ​ ‌​​‌​‍‌‌​ ​‍‌​‌‍​‍‌‌​ ​‍‌​‌‍‌‍​ ‌‍‍​‌‍‌‌‌‍ ​‌ ​ ‌‍‌‌‌‍​‌‌ ​​‌‍‍‌‌‍‌‌‌ ​‍‌ ​ ​‍ ‍‌ ​ ‌‍​‌‌‍ ‍‌‍‍‌‌ ‌​‌ ‍‌​‍ ‍‌ ​ ‌ ‌​‌ ‌‌‌‍‌​‌‍‍‌‌‍ ​‍‌‍‌‍‍‌‌‍‌​​ ‌‌‍‌‍‌‍ ‌‍ ‌ ‌​‌‍‌‌‌ ​‍​‍‌‍‌ ‌​‌ ‍‌‌ ​​‌‍‌‌​ ‌‌‍‌‍‌‍ ‌‍ ‌ ‌​‌‍‌‌‌ ​‍​‍‌‍‌ ​​‌‍​‌‌ ‌​‌‍‍​​ ‌‌‍​ ‌‍ ‌‍ ​‌ ‌‌‌‍ ‌‌‍ ‍‌ ​ ​‍‌‌​ ‌‌‌​​‍‌‌ ‌‍‍ ‌‍‌‌‌ ‍‌​‍‌‌​ ​ ‌​‌​​‍‌‌​ ​ ‌​‌​​‍‌‌​ ​‍​ ​‍‌‍‌‌‌‍​‍​ ​‍​ ‍​‌‍​ ​ ‌‌‌‍​ ‌‍​ ‌‍‌‌‌‍​‍‌‍​‌​ ​‌​‍‌‌​ ​‍​ ​‍​‍‌‌​ ‌‌‌​‌​​‍ ‍‌‍ ​‌‍‍‌‌‍ ‍‌‍‍ ‌ ​ ​‍‌‌​ ‌‌‌​​‍‌‌ ‌‍‍ ‌‍‌‌‌ ‍‌​‍‌‌​ ​ ‌​‌​​‍‌‌​ ​ ‌​‌​​‍‌‌​ ​‍​ ​‍‌‍‌‍‌‍‌‍​ ​​​ ‌‌​ ‌‌​ ‌​​ ​‍‌‍​ ​ ​‌​ ​ ‌‍​ ‌‍​‌‌‍​ ‌‍‌‌​ ‌‍​ ​‌​ ​ ‌‍​ ‌‍​‍​ ‌​​ ‍​‌‍‌​​ ‍​​ ‌‍​ ‌‌‌‍​‍​ ‌​​ ‌​​ ​‌​ ‍‌​ ‍‌‌‍​ ​‍‌‌​ ​‍​ ​‍​‍‌‌​ ‌‌‌​‌​​‍ ‍‌‍ ‍‌‍​‌‌‍ ‌‌‍‌‌​‍‌‍‌ ​​‌‍‌‌‌ ​‍‌ ​ ‌ ​​‌‍‌‌‌‍​ ‌ ‌​‌‍‍‌‌ ‌‍‌‍‌‌​ ‌‌ ​​‌ ‌‌‌‍​‍‌‍ ​‌‍‍‌‌ ​ ‌‍‍​‌‍‌‌‌‍‌​​‍​‍‌ ‌
Golf Club​​​​‌ ‍ ​‍​‍‌‍ ‌ ​‍‌‍‍‌‌‍‌ ‌‍‍‌‌‍ ‍​‍​‍​ ‍‍​‍​‍‌ ​ ‌‍​‌‌‍ ‍‌‍‍‌‌ ‌​‌ ‍‌​‍ ‍‌‍‍‌‌‍ ​‍​‍​‍ ​​‍​‍‌‍‍​‌ ​‍‌‍‌‌‌‍‌‍​‍​‍​ ‍‍​‍​‍‌‍‍​‌ ‌​‌ ‌​‌ ​​‌ ​ ​ ‍‍​‍ ​‍ ‌‍​ ‌‍‍​‌‍‌‌‌‍ ​‌ ​ ‌‍‌‌‌‍​‌‌ ​​‌‍‍‌‌‍‌‌‌ ​‍‌ ​ ​‍ ‍‌ ​ ‌‍​‌‌‍ ‍‌‍‍‌‌ ‌​‌ ‍‌​‍ ‍‌ ​ ‌ ‌​‌ ‌‌‌‍‌​‌‍‍‌‌‍ ​‍ ‌‍‍‌‌‍ ‍‌ ‌​‌‍‌‌‌‍ ‍‌ ‌​​‍ ‌‍‌‌‌‍‌​‌‍‍‌‌ ‌​​‍ ‌‍ ‌‌‍ ‌‍‌​‌‍‌‌​ ‌‌ ​​‌ ​‍‌‍‌‌‌ ​ ‌‍‌‌‌‍ ‍‌ ‌​‌‍​‌‌ ‌​‌‍‍‌‌‍ ‌‍ ‍​ ‍ ‌‍‍‌‌‍‌​​ ‌‌‍‌‍‌‍ ‌‍ ‌ ‌​‌‍‌‌‌ ​‍​ ‍ ‌ ‌​‌ ‍‌‌ ​​‌‍‌‌​ ‌‌‍‌‍‌‍ ‌‍ ‌ ‌​‌‍‌‌‌ ​‍​ ‍ ‌ ​​‌‍​‌‌ ‌​‌‍‍​​ ‌‌‍​ ‌‍ ‌‍ ​‌ ‌‌‌‍ ‌‌‍ ‍‌ ​ ​‍‌‌​ ‌‌‌​​‍‌‌ ‌‍‍ ‌‍‌‌‌ ‍‌​‍‌‌​ ​ ‌​‌​​‍‌‌​ ​ ‌​‌​​‍‌‌​ ​‍​ ​‍‌‍‌‌‌‍​‍​ ​‍​ ‍​‌‍​ ​ ‌‌‌‍​ ‌‍​ ‌‍‌‌‌‍​‍‌‍​‌​ ​‌​‍‌‌​ ​‍​ ​‍​‍‌‌​ ‌‌‌​‌​​‍ ‍‌‍ ​‌‍‍‌‌‍ ‍‌‍‍ ‌ ​ ​‍‌‌​ ‌‌‌​​‍‌‌ ‌‍‍ ‌‍‌‌‌ ‍‌​‍‌‌​ ​ ‌​‌​​‍‌‌​ ​ ‌​‌​​‍‌‌​ ​‍​ ​‍​ ‌​‌‍‌‌​ ‌‍‌‍‌​​ ​‍​ ‌‍​ ​‍‌‍‌‍‌‍​‌‌‍​ ‌‍​ ‌‍​ ​‍‌‌​ ​‍​ ​‍​‍‌‌​ ‌‌‌​‌​​‍ ‍‌‍ ‍‌‍​‌‌‍ ‌‌‍‌‌​ ‌‍​‍‌‍​‌‌ ​ ‌‍‌‌‌‌‌‌‌ ​‍‌‍ ​​ ‌‌‍‍​‌ ‌​‌ ‌​‌ ​​‌ ​ ​‍‌‌​ ​ ‌​​‌​‍‌‌​ ​‍‌​‌‍​‍‌‌​ ​‍‌​‌‍‌‍​ ‌‍‍​‌‍‌‌‌‍ ​‌ ​ ‌‍‌‌‌‍​‌‌ ​​‌‍‍‌‌‍‌‌‌ ​‍‌ ​ ​‍ ‍‌ ​ ‌‍​‌‌‍ ‍‌‍‍‌‌ ‌​‌ ‍‌​‍ ‍‌ ​ ‌ ‌​‌ ‌‌‌‍‌​‌‍‍‌‌‍ ​‍‌‍‌‍‍‌‌‍‌​​ ‌‌‍‌‍‌‍ ‌‍ ‌ ‌​‌‍‌‌‌ ​‍​‍‌‍‌ ‌​‌ ‍‌‌ ​​‌‍‌‌​ ‌‌‍‌‍‌‍ ‌‍ ‌ ‌​‌‍‌‌‌ ​‍​‍‌‍‌ ​​‌‍​‌‌ ‌​‌‍‍​​ ‌‌‍​ ‌‍ ‌‍ ​‌ ‌‌‌‍ ‌‌‍ ‍‌ ​ ​‍‌‌​ ‌‌‌​​‍‌‌ ‌‍‍ ‌‍‌‌‌ ‍‌​‍‌‌​ ​ ‌​‌​​‍‌‌​ ​ ‌​‌​​‍‌‌​ ​‍​ ​‍‌‍‌‌‌‍​‍​ ​‍​ ‍​‌‍​ ​ ‌‌‌‍​ ‌‍​ ‌‍‌‌‌‍​‍‌‍​‌​ ​‌​‍‌‌​ ​‍​ ​‍​‍‌‌​ ‌‌‌​‌​​‍ ‍‌‍ ​‌‍‍‌‌‍ ‍‌‍‍ ‌ ​ ​‍‌‌​ ‌‌‌​​‍‌‌ ‌‍‍ ‌‍‌‌‌ ‍‌​‍‌‌​ ​ ‌​‌​​‍‌‌​ ​ ‌​‌​​‍‌‌​ ​‍​ ​‍​ ‌​‌‍‌‌​ ‌‍‌‍‌​​ ​‍​ ‌‍​ ​‍‌‍‌‍‌‍​‌‌‍​ ‌‍​ ‌‍​ ​‍‌‌​ ​‍​ ​‍​‍‌‌​ ‌‌‌​‌​​‍ ‍‌‍ ‍‌‍​‌‌‍ ‌‌‍‌‌​‍‌‍‌ ​​‌‍‌‌‌ ​‍‌ ​ ‌ ​​‌‍‌‌‌‍​ ‌ ‌​‌‍‍‌‌ ‌‍‌‍‌‌​ ‌‌ ​​‌ ‌‌‌‍​‍‌‍ ​‌‍‍‌‌ ​ ‌‍‍​‌‍‌‌‌‍‌​​‍​‍‌ ‌
Athletic Club​​​​‌ ‍ ​‍​‍‌‍ ‌ ​‍‌‍‍‌‌‍‌ ‌‍‍‌‌‍ ‍​‍​‍​ ‍‍​‍​‍‌ ​ ‌‍​‌‌‍ ‍‌‍‍‌‌ ‌​‌ ‍‌​‍ ‍‌‍‍‌‌‍ ​‍​‍​‍ ​​‍​‍‌‍‍​‌ ​‍‌‍‌‌‌‍‌‍​‍​‍​ ‍‍​‍​‍‌‍‍​‌ ‌​‌ ‌​‌ ​​‌ ​ ​ ‍‍​‍ ​‍ ‌‍​ ‌‍‍​‌‍‌‌‌‍ ​‌ ​ ‌‍‌‌‌‍​‌‌ ​​‌‍‍‌‌‍‌‌‌ ​‍‌ ​ ​‍ ‍‌ ​ ‌‍​‌‌‍ ‍‌‍‍‌‌ ‌​‌ ‍‌​‍ ‍‌ ​ ‌ ‌​‌ ‌‌‌‍‌​‌‍‍‌‌‍ ​‍ ‌‍‍‌‌‍ ‍‌ ‌​‌‍‌‌‌‍ ‍‌ ‌​​‍ ‌‍‌‌‌‍‌​‌‍‍‌‌ ‌​​‍ ‌‍ ‌‌‍ ‌‍‌​‌‍‌‌​ ‌‌ ​​‌ ​‍‌‍‌‌‌ ​ ‌‍‌‌‌‍ ‍‌ ‌​‌‍​‌‌ ‌​‌‍‍‌‌‍ ‌‍ ‍​ ‍ ‌‍‍‌‌‍‌​​ ‌‌‍‌‍‌‍ ‌‍ ‌ ‌​‌‍‌‌‌ ​‍​ ‍ ‌ ‌​‌ ‍‌‌ ​​‌‍‌‌​ ‌‌‍‌‍‌‍ ‌‍ ‌ ‌​‌‍‌‌‌ ​‍​ ‍ ‌ ​​‌‍​‌‌ ‌​‌‍‍​​ ‌‌‍​ ‌‍ ‌‍ ​‌ ‌‌‌‍ ‌‌‍ ‍‌ ​ ​‍‌‌​ ‌‌‌​​‍‌‌ ‌‍‍ ‌‍‌‌‌ ‍‌​‍‌‌​ ​ ‌​‌​​‍‌‌​ ​ ‌​‌​​‍‌‌​ ​‍​ ​‍‌‍‌‌‌‍​‍​ ​‍​ ‍​‌‍​ ​ ‌‌‌‍​ ‌‍​ ‌‍‌‌‌‍​‍‌‍​‌​ ​‌​‍‌‌​ ​‍​ ​‍​‍‌‌​ ‌‌‌​‌​​‍ ‍‌‍ ​‌‍‍‌‌‍ ‍‌‍‍ ‌ ​ ​‍‌‌​ ‌‌‌​​‍‌‌ ‌‍‍ ‌‍‌‌‌ ‍‌​‍‌‌​ ​ ‌​‌​​‍‌‌​ ​ ‌​‌​​‍‌‌​ ​‍​ ​‍​ ‍​‌‍​‌​ ​ ​ ‌​‌‍​‌​ ‌ ‌‍‌​‌‍​‌​ ​ ​ ‍​‌‍‌‌‌‍​ ​‍‌‌​ ​‍​ ​‍​‍‌‌​ ‌‌‌​‌​​‍ ‍‌‍ ‍‌‍​‌‌‍ ‌‌‍‌‌​ ‌‍​‍‌‍​‌‌ ​ ‌‍‌‌‌‌‌‌‌ ​‍‌‍ ​​ ‌‌‍‍​‌ ‌​‌ ‌​‌ ​​‌ ​ ​‍‌‌​ ​ ‌​​‌​‍‌‌​ ​‍‌​‌‍​‍‌‌​ ​‍‌​‌‍‌‍​ ‌‍‍​‌‍‌‌‌‍ ​‌ ​ ‌‍‌‌‌‍​‌‌ ​​‌‍‍‌‌‍‌‌‌ ​‍‌ ​ ​‍ ‍‌ ​ ‌‍​‌‌‍ ‍‌‍‍‌‌ ‌​‌ ‍‌​‍ ‍‌ ​ ‌ ‌​‌ ‌‌‌‍‌​‌‍‍‌‌‍ ​‍‌‍‌‍‍‌‌‍‌​​ ‌‌‍‌‍‌‍ ‌‍ ‌ ‌​‌‍‌‌‌ ​‍​‍‌‍‌ ‌​‌ ‍‌‌ ​​‌‍‌‌​ ‌‌‍‌‍‌‍ ‌‍ ‌ ‌​‌‍‌‌‌ ​‍​‍‌‍‌ ​​‌‍​‌‌ ‌​‌‍‍​​ ‌‌‍​ ‌‍ ‌‍ ​‌ ‌‌‌‍ ‌‌‍ ‍‌ ​ ​‍‌‌​ ‌‌‌​​‍‌‌ ‌‍‍ ‌‍‌‌‌ ‍‌​‍‌‌​ ​ ‌​‌​​‍‌‌​ ​ ‌​‌​​‍‌‌​ ​‍​ ​‍‌‍‌‌‌‍​‍​ ​‍​ ‍​‌‍​ ​ ‌‌‌‍​ ‌‍​ ‌‍‌‌‌‍​‍‌‍​‌​ ​‌​‍‌‌​ ​‍​ ​‍​‍‌‌​ ‌‌‌​‌​​‍ ‍‌‍ ​‌‍‍‌‌‍ ‍‌‍‍ ‌ ​ ​‍‌‌​ ‌‌‌​​‍‌‌ ‌‍‍ ‌‍‌‌‌ ‍‌​‍‌‌​ ​ ‌​‌​​‍‌‌​ ​ ‌​‌​​‍‌‌​ ​‍​ ​‍​ ‍​‌‍​‌​ ​ ​ ‌​‌‍​‌​ ‌ ‌‍‌​‌‍​‌​ ​ ​ ‍​‌‍‌‌‌‍​ ​‍‌‌​ ​‍​ ​‍​‍‌‌​ ‌‌‌​‌​​‍ ‍‌‍ ‍‌‍​‌‌‍ ‌‌‍‌‌​‍‌‍‌ ​​‌‍‌‌‌ ​‍‌ ​ ‌ ​​‌‍‌‌‌‍​ ‌ ‌​‌‍‍‌‌ ‌‍‌‍‌‌​ ‌‌ ​​‌ ‌‌‌‍​‍‌‍ ​‌‍‍‌‌ ​ ‌‍‍​‌‍‌‌‌‍‌​​‍​‍‌ ‌